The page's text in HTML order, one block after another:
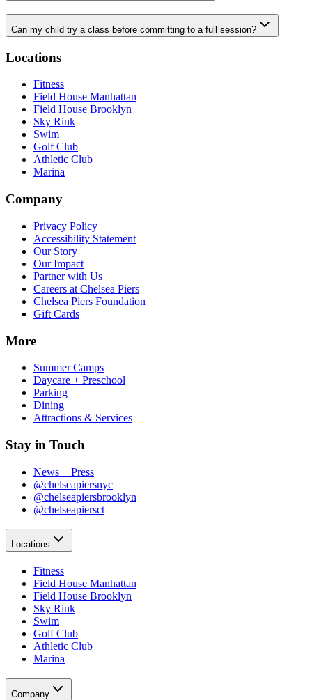
Can my child try a class before committing to a full session?​​​​‌ ‍ ​‍​‍‌‍ ‌ ​‍‌‍‍‌‌‍‌ ‌‍‍‌‌‍ ‍​‍​‍​ ‍‍​‍​‍‌ ​ ‌‍​‌‌‍ ‍‌‍‍‌‌ ‌​‌ ‍‌​‍ ‍‌‍‍‌‌‍ ​‍​‍​‍ ​​‍​‍‌‍‍​‌ ​‍‌‍‌‌‌‍‌‍​‍​‍​ ‍‍​‍​‍‌‍‍​‌ ‌​‌ ‌​‌ ​​‌ ​ ​ ‍‍​‍ ​‍ ‌‍​ ‌‍‍​‌‍‌‌‌‍ ​‌ ​ ‌‍‌‌‌‍​‌‌ ​​‌‍‍‌‌‍‌‌‌ ​‍‌ ​ ​‍ ‍‌ ​ ‌‍​‌‌‍ ‍‌‍‍‌‌ ‌​‌ ‍‌​‍ ‍‌ ​ ‌ ‌​‌ ‌‌‌‍‌​‌‍‍‌‌‍ ​‍ ‌‍‍‌‌‍ ‍‌ ‌​‌‍‌‌‌‍ ‍‌ ‌​​‍ ‌‍‌‌‌‍‌​‌‍‍‌‌ ‌​​‍ ‌‍ ‌‌‍ ‌‍‌​‌‍‌‌​ ‌‌ ​​‌ ​‍‌‍‌‌‌ ​ ‌‍‌‌‌‍ ‍‌ ‌​‌‍​‌‌ ‌​‌‍‍‌‌‍ ‌‍ ‍​ ‍ ‌‍‍‌‌‍‌​​ ‌​ ​‍​ ​ ​ ‌​‌‍​‍‌‍​‍​ ‍​​ ‌‍‌‍​ ​‍ ‌​ ​‌‌‍​‌​ ‌‍‌‍​ ​‍ ‌​ ‌​​ ​ ​ ​ ​ ‌ ​‍ ‌‌‍​‍​ ‌‍‌‍‌‍​ ‍​​‍ ‌‌‍‌‌‌‍​‌​ ‌‍​ ‌​​ ‌‍‌‍​‍‌‍​‍‌‍‌​​ ​‌​ ‌‌​ ​​‌‍‌‍​ ‍ ‌ ‌​‌ ‍‌‌ ​​‌‍‌‌​ ‌‌‍‌‍‌‍​‌‌ ​‌​ ‍ ‌ ​​‌‍​‌‌ ‌​‌‍‍​​ ‌‌ ‌​‌‍‍‌‌ ‌​‌‍ ​‌‍‌‌​ ‌‍​‍‌‍​‌‌ ​ ‌‍‌‌‌‌‌‌‌ ​‍‌‍ ​​ ‌‌‍‍​‌ ‌​‌ ‌​‌ ​​‌ ​ ​‍‌‌​ ​ ‌​​‌​‍‌‌​ ​‍‌​‌‍​‍‌‌​ ​‍‌​‌‍‌‍​ ‌‍‍​‌‍‌‌‌‍ ​‌ ​ ‌‍‌‌‌‍​‌‌ ​​‌‍‍‌‌‍‌‌‌ ​‍‌ ​ ​‍ ‍‌ ​ ‌‍​‌‌‍ ‍‌‍‍‌‌ ‌​‌ ‍‌​‍ ‍‌ ​ ‌ ‌​‌ ‌‌‌‍‌​‌‍‍‌‌‍ ​‍‌‍‌‍‍‌‌‍‌​​ ‌​ ​‍​ ​ ​ ‌​‌‍​‍‌‍​‍​ ‍​​ ‌‍‌‍​ ​‍ ‌​ ​‌‌‍​‌​ ‌‍‌‍​ ​‍ ‌​ ‌​​ ​ ​ ​ ​ ‌ ​‍ ‌‌‍​‍​ ‌‍‌‍‌‍​ ‍​​‍ ‌‌‍‌‌‌‍​‌​ ‌‍​ ‌​​ ‌‍‌‍​‍‌‍​‍‌‍‌​​ ​‌​ ‌‌​ ​​‌‍‌‍​‍‌‍‌ ‌​‌ ‍‌‌ ​​‌‍‌‌​ ‌‌‍‌‍‌‍​‌‌ ​‌​‍‌‍‌ ​​‌‍​‌‌ ‌​‌‍‍​​ ‌‌ ‌​‌‍‍‌‌ ‌​‌‍ ​‌‍‌‌​‍‌‍‌ ​​‌‍‌‌‌ ​‍‌ ​ ‌ ​​‌‍‌‌‌‍​ ‌ ‌​‌‍‍‌‌ ‌‍‌‍‌‌​ ‌‌ ​​‌ ‌‌‌‍​‍‌‍ ​‌‍‍‌‌ ​ ‌‍‍​‌‍‌‌‌‍‌​​‍​‍‌ ‌
Locations​​​​‌ ‍ ​‍​‍‌‍ ‌ ​‍‌‍‍‌‌‍‌ ‌‍‍‌‌‍ ‍​‍​‍​ ‍‍​‍​‍‌ ​ ‌‍​‌‌‍ ‍‌‍‍‌‌ ‌​‌ ‍‌​‍ ‍‌‍‍‌‌‍ ​‍​‍​‍ ​​‍​‍‌‍‍​‌ ​‍‌‍‌‌‌‍‌‍​‍​‍​ ‍‍​‍​‍‌‍‍​‌ ‌​‌ ‌​‌ ​​‌ ​ ​ ‍‍​‍ ​‍ ‌‍​ ‌‍‍​‌‍‌‌‌‍ ​‌ ​ ‌‍‌‌‌‍​‌‌ ​​‌‍‍‌‌‍‌‌‌ ​‍‌ ​ ​‍ ‍‌ ​ ‌‍​‌‌‍ ‍‌‍‍‌‌ ‌​‌ ‍‌​‍ ‍‌ ​ ‌ ‌​‌ ‌‌‌‍‌​‌‍‍‌‌‍ ​‍ ‌‍‍‌‌‍ ‍‌ ‌​‌‍‌‌‌‍ ‍‌ ‌​​‍ ‌‍‌‌‌‍‌​‌‍‍‌‌ ‌​​‍ ‌‍ ‌‌‍ ‌‍‌​‌‍‌‌​ ‌‌ ​​‌ ​‍‌‍‌‌‌ ​ ‌‍‌‌‌‍ ‍‌ ‌​‌‍​‌‌ ‌​‌‍‍‌‌‍ ‌‍ ‍​ ‍ ‌‍‍‌‌‍‌​​ ‌‌‍‌‍‌‍ ‌‍ ‌ ‌​‌‍‌‌‌ ​‍​ ‍ ‌ ‌​‌ ‍‌‌ ​​‌‍‌‌​ ‌‌‍‌‍‌‍ ‌‍ ‌ ‌​‌‍‌‌‌ ​‍​ ‍ ‌ ​​‌‍​‌‌ ‌​‌‍‍​​ ‌‌‍​ ‌‍ ‌‍ ​‌ ‌‌‌‍ ‌‌‍ ‍‌ ​ ​‍‌‌​ ‌‌‌​​‍‌‌ ‌‍‍ ‌‍‌‌‌ ‍‌​‍‌‌​ ​ ‌​‌​​‍‌‌​ ​ ‌​‌​​‍‌‌​ ​‍​ ​‍‌‍‌‌‌‍​‍​ ​‍​ ‍​‌‍​ ​ ‌‌‌‍​ ‌‍​ ‌‍‌‌‌‍​‍‌‍​‌​ ​‌​‍‌‌​ ​‍​ ​‍​‍‌‌​ ‌‌‌​‌​​‍ ‍‌ ‌​‌‍‍‌‌ ‌​‌‍ ​‌‍‌‌​ ‌‍​‍‌‍​‌‌ ​ ‌‍‌‌‌‌‌‌‌ ​‍‌‍ ​​ ‌‌‍‍​‌ ‌​‌ ‌​‌ ​​‌ ​ ​‍‌‌​ ​ ‌​​‌​‍‌‌​ ​‍‌​‌‍​‍‌‌​ ​‍‌​‌‍‌‍​ ‌‍‍​‌‍‌‌‌‍ ​‌ ​ ‌‍‌‌‌‍​‌‌ ​​‌‍‍‌‌‍‌‌‌ ​‍‌ ​ ​‍ ‍‌ ​ ‌‍​‌‌‍ ‍‌‍‍‌‌ ‌​‌ ‍‌​‍ ‍‌ ​ ‌ ‌​‌ ‌‌‌‍‌​‌‍‍‌‌‍ ​‍‌‍‌‍‍‌‌‍‌​​ ‌‌‍‌‍‌‍ ‌‍ ‌ ‌​‌‍‌‌‌ ​‍​‍‌‍‌ ‌​‌ ‍‌‌ ​​‌‍‌‌​ ‌‌‍‌‍‌‍ ‌‍ ‌ ‌​‌‍‌‌‌ ​‍​‍‌‍‌ ​​‌‍​‌‌ ‌​‌‍‍​​ ‌‌‍​ ‌‍ ‌‍ ​‌ ‌‌‌‍ ‌‌‍ ‍‌ ​ ​‍‌‌​ ‌‌‌​​‍‌‌ ‌‍‍ ‌‍‌‌‌ ‍‌​‍‌‌​ ​ ‌​‌​​‍‌‌​ ​ ‌​‌​​‍‌‌​ ​‍​ ​‍‌‍‌‌‌‍​‍​ ​‍​ ‍​‌‍​ ​ ‌‌‌‍​ ‌‍​ ‌‍‌‌‌‍​‍‌‍​‌​ ​‌​‍‌‌​ ​‍​ ​‍​‍‌‌​ ‌‌‌​‌​​‍ ‍‌ ‌​‌‍‍‌‌ ‌​‌‍ ​‌‍‌‌​‍‌‍‌ ​​‌‍‌‌‌ ​‍‌ ​ ‌ ​​‌‍‌‌‌‍​ ‌ ‌​‌‍‍‌‌ ‌‍‌‍‌‌​ ‌‌ ​​‌ ‌‌‌‍​‍‌‍ ​‌‍‍‌‌ ​ ‌‍‍​‌‍‌‌‌‍‌​​‍​‍‌ ‌
Fitness​​​​‌ ‍ ​‍​‍‌‍ ‌ ​‍‌‍‍‌‌‍‌ ‌‍‍‌‌‍ ‍​‍​‍​ ‍‍​‍​‍‌ ​ ‌‍​‌‌‍ ‍‌‍‍‌‌ ‌​‌ ‍‌​‍ ‍‌‍‍‌‌‍ ​‍​‍​‍ ​​‍​‍‌‍‍​‌ ​‍‌‍‌‌‌‍‌‍​‍​‍​ ‍‍​‍​‍‌‍‍​‌ ‌​‌ ‌​‌ ​​‌ ​ ​ ‍‍​‍ ​‍ ‌‍​ ‌‍‍​‌‍‌‌‌‍ ​‌ ​ ‌‍‌‌‌‍​‌‌ ​​‌‍‍‌‌‍‌‌‌ ​‍‌ ​ ​‍ ‍‌ ​ ‌‍​‌‌‍ ‍‌‍‍‌‌ ‌​‌ ‍‌​‍ ‍‌ ​ ‌ ‌​‌ ‌‌‌‍‌​‌‍‍‌‌‍ ​‍ ‌‍‍‌‌‍ ‍‌ ‌​‌‍‌‌‌‍ ‍‌ ‌​​‍ ‌‍‌‌‌‍‌​‌‍‍‌‌ ‌​​‍ ‌‍ ‌‌‍ ‌‍‌​‌‍‌‌​ ‌‌ ​​‌ ​‍‌‍‌‌‌ ​ ‌‍‌‌‌‍ ‍‌ ‌​‌‍​‌‌ ‌​‌‍‍‌‌‍ ‌‍ ‍​ ‍ ‌‍‍‌‌‍‌​​ ‌‌‍‌‍‌‍ ‌‍ ‌ ‌​‌‍‌‌‌ ​‍​ ‍ ‌ ‌​‌ ‍‌‌ ​​‌‍‌‌​ ‌‌‍‌‍‌‍ ‌‍ ‌ ‌​‌‍‌‌‌ ​‍​ ‍ ‌ ​​‌‍​‌‌ ‌​‌‍‍​​ ‌‌‍​ ‌‍ ‌‍ ​‌ ‌‌‌‍ ‌‌‍ ‍‌ ​ ​‍‌‌​ ‌‌‌​​‍‌‌ ‌‍‍ ‌‍‌‌‌ ‍‌​‍‌‌​ ​ ‌​‌​​‍‌‌​ ​ ‌​‌​​‍‌‌​ ​‍​ ​‍‌‍‌‌‌‍​‍​ ​‍​ ‍​‌‍​ ​ ‌‌‌‍​ ‌‍​ ‌‍‌‌‌‍​‍‌‍​‌​ ​‌​‍‌‌​ ​‍​ ​‍​‍‌‌​ ‌‌‌​‌​​‍ ‍‌‍ ​‌‍‍‌‌‍ ‍‌‍‍ ‌ ​ ​‍‌‌​ ‌‌‌​​‍‌‌ ‌‍‍ ‌‍‌‌‌ ‍‌​‍‌‌​ ​ ‌​‌​​‍‌‌​ ​ ‌​‌​​‍‌‌​ ​‍​ ​‍​ ​‍​ ​ ​ ​ ‌‍​ ‌‍‌‌​ ‍​​ ‌‍​ ​‌​ ‌​‌‍​‌‌‍​ ​ ‍‌​‍‌‌​ ​‍​ ​‍​‍‌‌​ ‌‌‌​‌​​‍ ‍‌‍ ‍‌‍​‌‌‍ ‌‌‍‌‌​ ‌‍​‍‌‍​‌‌ ​ ‌‍‌‌‌‌‌‌‌ ​‍‌‍ ​​ ‌‌‍‍​‌ ‌​‌ ‌​‌ ​​‌ ​ ​‍‌‌​ ​ ‌​​‌​‍‌‌​ ​‍‌​‌‍​‍‌‌​ ​‍‌​‌‍‌‍​ ‌‍‍​‌‍‌‌‌‍ ​‌ ​ ‌‍‌‌‌‍​‌‌ ​​‌‍‍‌‌‍‌‌‌ ​‍‌ ​ ​‍ ‍‌ ​ ‌‍​‌‌‍ ‍‌‍‍‌‌ ‌​‌ ‍‌​‍ ‍‌ ​ ‌ ‌​‌ ‌‌‌‍‌​‌‍‍‌‌‍ ​‍‌‍‌‍‍‌‌‍‌​​ ‌‌‍‌‍‌‍ ‌‍ ‌ ‌​‌‍‌‌‌ ​‍​‍‌‍‌ ‌​‌ ‍‌‌ ​​‌‍‌‌​ ‌‌‍‌‍‌‍ ‌‍ ‌ ‌​‌‍‌‌‌ ​‍​‍‌‍‌ ​​‌‍​‌‌ ‌​‌‍‍​​ ‌‌‍​ ‌‍ ‌‍ ​‌ ‌‌‌‍ ‌‌‍ ‍‌ ​ ​‍‌‌​ ‌‌‌​​‍‌‌ ‌‍‍ ‌‍‌‌‌ ‍‌​‍‌‌​ ​ ‌​‌​​‍‌‌​ ​ ‌​‌​​‍‌‌​ ​‍​ ​‍‌‍‌‌‌‍​‍​ ​‍​ ‍​‌‍​ ​ ‌‌‌‍​ ‌‍​ ‌‍‌‌‌‍​‍‌‍​‌​ ​‌​‍‌‌​ ​‍​ ​‍​‍‌‌​ ‌‌‌​‌​​‍ ‍‌‍ ​‌‍‍‌‌‍ ‍‌‍‍ ‌ ​ ​‍‌‌​ ‌‌‌​​‍‌‌ ‌‍‍ ‌‍‌‌‌ ‍‌​‍‌‌​ ​ ‌​‌​​‍‌‌​ ​ ‌​‌​​‍‌‌​ ​‍​ ​‍​ ​‍​ ​ ​ ​ ‌‍​ ‌‍‌‌​ ‍​​ ‌‍​ ​‌​ ‌​‌‍​‌‌‍​ ​ ‍‌​‍‌‌​ ​‍​ ​‍​‍‌‌​ ‌‌‌​‌​​‍ ‍‌‍ ‍‌‍​‌‌‍ ‌‌‍‌‌​‍‌‍‌ ​​‌‍‌‌‌ ​‍‌ ​ ‌ ​​‌‍‌‌‌‍​ ‌ ‌​‌‍‍‌‌ ‌‍‌‍‌‌​ ‌‌ ​​‌ ‌‌‌‍​‍‌‍ ​‌‍‍‌‌ ​ ‌‍‍​‌‍‌‌‌‍‌​​‍​‍‌ ‌
Field House Manhattan​​​​‌ ‍ ​‍​‍‌‍ ‌ ​‍‌‍‍‌‌‍‌ ‌‍‍‌‌‍ ‍​‍​‍​ ‍‍​‍​‍‌ ​ ‌‍​‌‌‍ ‍‌‍‍‌‌ ‌​‌ ‍‌​‍ ‍‌‍‍‌‌‍ ​‍​‍​‍ ​​‍​‍‌‍‍​‌ ​‍‌‍‌‌‌‍‌‍​‍​‍​ ‍‍​‍​‍‌‍‍​‌ ‌​‌ ‌​‌ ​​‌ ​ ​ ‍‍​‍ ​‍ ‌‍​ ‌‍‍​‌‍‌‌‌‍ ​‌ ​ ‌‍‌‌‌‍​‌‌ ​​‌‍‍‌‌‍‌‌‌ ​‍‌ ​ ​‍ ‍‌ ​ ‌‍​‌‌‍ ‍‌‍‍‌‌ ‌​‌ ‍‌​‍ ‍‌ ​ ‌ ‌​‌ ‌‌‌‍‌​‌‍‍‌‌‍ ​‍ ‌‍‍‌‌‍ ‍‌ ‌​‌‍‌‌‌‍ ‍‌ ‌​​‍ ‌‍‌‌‌‍‌​‌‍‍‌‌ ‌​​‍ ‌‍ ‌‌‍ ‌‍‌​‌‍‌‌​ ‌‌ ​​‌ ​‍‌‍‌‌‌ ​ ‌‍‌‌‌‍ ‍‌ ‌​‌‍​‌‌ ‌​‌‍‍‌‌‍ ‌‍ ‍​ ‍ ‌‍‍‌‌‍‌​​ ‌‌‍‌‍‌‍ ‌‍ ‌ ‌​‌‍‌‌‌ ​‍​ ‍ ‌ ‌​‌ ‍‌‌ ​​‌‍‌‌​ ‌‌‍‌‍‌‍ ‌‍ ‌ ‌​‌‍‌‌‌ ​‍​ ‍ ‌ ​​‌‍​‌‌ ‌​‌‍‍​​ ‌‌‍​ ‌‍ ‌‍ ​‌ ‌‌‌‍ ‌‌‍ ‍‌ ​ ​‍‌‌​ ‌‌‌​​‍‌‌ ‌‍‍ ‌‍‌‌‌ ‍‌​‍‌‌​ ​ ‌​‌​​‍‌‌​ ​ ‌​‌​​‍‌‌​ ​‍​ ​‍‌‍‌‌‌‍​‍​ ​‍​ ‍​‌‍​ ​ ‌‌‌‍​ ‌‍​ ‌‍‌‌‌‍​‍‌‍​‌​ ​‌​‍‌‌​ ​‍​ ​‍​‍‌‌​ ‌‌‌​‌​​‍ ‍‌‍ ​‌‍‍‌‌‍ ‍‌‍‍ ‌ ​ ​‍‌‌​ ‌‌‌​​‍‌‌ ‌‍‍ ‌‍‌‌‌ ‍‌​‍‌‌​ ​ ‌​‌​​‍‌‌​ ​ ‌​‌​​‍‌‌​ ​‍​ ​‍​ ​‌​ ​ ​ ​‌‌‍​‍​ ​​​ ​‌‌‍​‌​ ‌ ​ ​‍​ ​‍​ ‌‍​ ‌​​‍‌‌​ ​‍​ ​‍​‍‌‌​ ‌‌‌​‌​​‍ ‍‌‍ ‍‌‍​‌‌‍ ‌‌‍‌‌​ ‌‍​‍‌‍​‌‌ ​ ‌‍‌‌‌‌‌‌‌ ​‍‌‍ ​​ ‌‌‍‍​‌ ‌​‌ ‌​‌ ​​‌ ​ ​‍‌‌​ ​ ‌​​‌​‍‌‌​ ​‍‌​‌‍​‍‌‌​ ​‍‌​‌‍‌‍​ ‌‍‍​‌‍‌‌‌‍ ​‌ ​ ‌‍‌‌‌‍​‌‌ ​​‌‍‍‌‌‍‌‌‌ ​‍‌ ​ ​‍ ‍‌ ​ ‌‍​‌‌‍ ‍‌‍‍‌‌ ‌​‌ ‍‌​‍ ‍‌ ​ ‌ ‌​‌ ‌‌‌‍‌​‌‍‍‌‌‍ ​‍‌‍‌‍‍‌‌‍‌​​ ‌‌‍‌‍‌‍ ‌‍ ‌ ‌​‌‍‌‌‌ ​‍​‍‌‍‌ ‌​‌ ‍‌‌ ​​‌‍‌‌​ ‌‌‍‌‍‌‍ ‌‍ ‌ ‌​‌‍‌‌‌ ​‍​‍‌‍‌ ​​‌‍​‌‌ ‌​‌‍‍​​ ‌‌‍​ ‌‍ ‌‍ ​‌ ‌‌‌‍ ‌‌‍ ‍‌ ​ ​‍‌‌​ ‌‌‌​​‍‌‌ ‌‍‍ ‌‍‌‌‌ ‍‌​‍‌‌​ ​ ‌​‌​​‍‌‌​ ​ ‌​‌​​‍‌‌​ ​‍​ ​‍‌‍‌‌‌‍​‍​ ​‍​ ‍​‌‍​ ​ ‌‌‌‍​ ‌‍​ ‌‍‌‌‌‍​‍‌‍​‌​ ​‌​‍‌‌​ ​‍​ ​‍​‍‌‌​ ‌‌‌​‌​​‍ ‍‌‍ ​‌‍‍‌‌‍ ‍‌‍‍ ‌ ​ ​‍‌‌​ ‌‌‌​​‍‌‌ ‌‍‍ ‌‍‌‌‌ ‍‌​‍‌‌​ ​ ‌​‌​​‍‌‌​ ​ ‌​‌​​‍‌‌​ ​‍​ ​‍​ ​‌​ ​ ​ ​‌‌‍​‍​ ​​​ ​‌‌‍​‌​ ‌ ​ ​‍​ ​‍​ ‌‍​ ‌​​‍‌‌​ ​‍​ ​‍​‍‌‌​ ‌‌‌​‌​​‍ ‍‌‍ ‍‌‍​‌‌‍ ‌‌‍‌‌​‍‌‍‌ ​​‌‍‌‌‌ ​‍‌ ​ ‌ ​​‌‍‌‌‌‍​ ‌ ‌​‌‍‍‌‌ ‌‍‌‍‌‌​ ‌‌ ​​‌ ‌‌‌‍​‍‌‍ ​‌‍‍‌‌ ​ ‌‍‍​‌‍‌‌‌‍‌​​‍​‍‌ ‌
Field House Brooklyn​​​​‌ ‍ ​‍​‍‌‍ ‌ ​‍‌‍‍‌‌‍‌ ‌‍‍‌‌‍ ‍​‍​‍​ ‍‍​‍​‍‌ ​ ‌‍​‌‌‍ ‍‌‍‍‌‌ ‌​‌ ‍‌​‍ ‍‌‍‍‌‌‍ ​‍​‍​‍ ​​‍​‍‌‍‍​‌ ​‍‌‍‌‌‌‍‌‍​‍​‍​ ‍‍​‍​‍‌‍‍​‌ ‌​‌ ‌​‌ ​​‌ ​ ​ ‍‍​‍ ​‍ ‌‍​ ‌‍‍​‌‍‌‌‌‍ ​‌ ​ ‌‍‌‌‌‍​‌‌ ​​‌‍‍‌‌‍‌‌‌ ​‍‌ ​ ​‍ ‍‌ ​ ‌‍​‌‌‍ ‍‌‍‍‌‌ ‌​‌ ‍‌​‍ ‍‌ ​ ‌ ‌​‌ ‌‌‌‍‌​‌‍‍‌‌‍ ​‍ ‌‍‍‌‌‍ ‍‌ ‌​‌‍‌‌‌‍ ‍‌ ‌​​‍ ‌‍‌‌‌‍‌​‌‍‍‌‌ ‌​​‍ ‌‍ ‌‌‍ ‌‍‌​‌‍‌‌​ ‌‌ ​​‌ ​‍‌‍‌‌‌ ​ ‌‍‌‌‌‍ ‍‌ ‌​‌‍​‌‌ ‌​‌‍‍‌‌‍ ‌‍ ‍​ ‍ ‌‍‍‌‌‍‌​​ ‌‌‍‌‍‌‍ ‌‍ ‌ ‌​‌‍‌‌‌ ​‍​ ‍ ‌ ‌​‌ ‍‌‌ ​​‌‍‌‌​ ‌‌‍‌‍‌‍ ‌‍ ‌ ‌​‌‍‌‌‌ ​‍​ ‍ ‌ ​​‌‍​‌‌ ‌​‌‍‍​​ ‌‌‍​ ‌‍ ‌‍ ​‌ ‌‌‌‍ ‌‌‍ ‍‌ ​ ​‍‌‌​ ‌‌‌​​‍‌‌ ‌‍‍ ‌‍‌‌‌ ‍‌​‍‌‌​ ​ ‌​‌​​‍‌‌​ ​ ‌​‌​​‍‌‌​ ​‍​ ​‍‌‍‌‌‌‍​‍​ ​‍​ ‍​‌‍​ ​ ‌‌‌‍​ ‌‍​ ‌‍‌‌‌‍​‍‌‍​‌​ ​‌​‍‌‌​ ​‍​ ​‍​‍‌‌​ ‌‌‌​‌​​‍ ‍‌‍ ​‌‍‍‌‌‍ ‍‌‍‍ ‌ ​ ​‍‌‌​ ‌‌‌​​‍‌‌ ‌‍‍ ‌‍‌‌‌ ‍‌​‍‌‌​ ​ ‌​‌​​‍‌‌​ ​ ‌​‌​​‍‌‌​ ​‍​ ​‍​ ‌‍​ ‍​​ ‌ ‌‍‌​​ ​‌​ ​‍​ ‌‌​ ‌‍​ ​‍​ ​‌‌‍​ ​ ​‌​‍‌‌​ ​‍​ ​‍​‍‌‌​ ‌‌‌​‌​​‍ ‍‌‍ ‍‌‍​‌‌‍ ‌‌‍‌‌​ ‌‍​‍‌‍​‌‌ ​ ‌‍‌‌‌‌‌‌‌ ​‍‌‍ ​​ ‌‌‍‍​‌ ‌​‌ ‌​‌ ​​‌ ​ ​‍‌‌​ ​ ‌​​‌​‍‌‌​ ​‍‌​‌‍​‍‌‌​ ​‍‌​‌‍‌‍​ ‌‍‍​‌‍‌‌‌‍ ​‌ ​ ‌‍‌‌‌‍​‌‌ ​​‌‍‍‌‌‍‌‌‌ ​‍‌ ​ ​‍ ‍‌ ​ ‌‍​‌‌‍ ‍‌‍‍‌‌ ‌​‌ ‍‌​‍ ‍‌ ​ ‌ ‌​‌ ‌‌‌‍‌​‌‍‍‌‌‍ ​‍‌‍‌‍‍‌‌‍‌​​ ‌‌‍‌‍‌‍ ‌‍ ‌ ‌​‌‍‌‌‌ ​‍​‍‌‍‌ ‌​‌ ‍‌‌ ​​‌‍‌‌​ ‌‌‍‌‍‌‍ ‌‍ ‌ ‌​‌‍‌‌‌ ​‍​‍‌‍‌ ​​‌‍​‌‌ ‌​‌‍‍​​ ‌‌‍​ ‌‍ ‌‍ ​‌ ‌‌‌‍ ‌‌‍ ‍‌ ​ ​‍‌‌​ ‌‌‌​​‍‌‌ ‌‍‍ ‌‍‌‌‌ ‍‌​‍‌‌​ ​ ‌​‌​​‍‌‌​ ​ ‌​‌​​‍‌‌​ ​‍​ ​‍‌‍‌‌‌‍​‍​ ​‍​ ‍​‌‍​ ​ ‌‌‌‍​ ‌‍​ ‌‍‌‌‌‍​‍‌‍​‌​ ​‌​‍‌‌​ ​‍​ ​‍​‍‌‌​ ‌‌‌​‌​​‍ ‍‌‍ ​‌‍‍‌‌‍ ‍‌‍‍ ‌ ​ ​‍‌‌​ ‌‌‌​​‍‌‌ ‌‍‍ ‌‍‌‌‌ ‍‌​‍‌‌​ ​ ‌​‌​​‍‌‌​ ​ ‌​‌​​‍‌‌​ ​‍​ ​‍​ ‌‍​ ‍​​ ‌ ‌‍‌​​ ​‌​ ​‍​ ‌‌​ ‌‍​ ​‍​ ​‌‌‍​ ​ ​‌​‍‌‌​ ​‍​ ​‍​‍‌‌​ ‌‌‌​‌​​‍ ‍‌‍ ‍‌‍​‌‌‍ ‌‌‍‌‌​‍‌‍‌ ​​‌‍‌‌‌ ​‍‌ ​ ‌ ​​‌‍‌‌‌‍​ ‌ ‌​‌‍‍‌‌ ‌‍‌‍‌‌​ ‌‌ ​​‌ ‌‌‌‍​‍‌‍ ​‌‍‍‌‌ ​ ‌‍‍​‌‍‌‌‌‍‌​​‍​‍‌ ‌
Sky Rink​​​​‌ ‍ ​‍​‍‌‍ ‌ ​‍‌‍‍‌‌‍‌ ‌‍‍‌‌‍ ‍​‍​‍​ ‍‍​‍​‍‌ ​ ‌‍​‌‌‍ ‍‌‍‍‌‌ ‌​‌ ‍‌​‍ ‍‌‍‍‌‌‍ ​‍​‍​‍ ​​‍​‍‌‍‍​‌ ​‍‌‍‌‌‌‍‌‍​‍​‍​ ‍‍​‍​‍‌‍‍​‌ ‌​‌ ‌​‌ ​​‌ ​ ​ ‍‍​‍ ​‍ ‌‍​ ‌‍‍​‌‍‌‌‌‍ ​‌ ​ ‌‍‌‌‌‍​‌‌ ​​‌‍‍‌‌‍‌‌‌ ​‍‌ ​ ​‍ ‍‌ ​ ‌‍​‌‌‍ ‍‌‍‍‌‌ ‌​‌ ‍‌​‍ ‍‌ ​ ‌ ‌​‌ ‌‌‌‍‌​‌‍‍‌‌‍ ​‍ ‌‍‍‌‌‍ ‍‌ ‌​‌‍‌‌‌‍ ‍‌ ‌​​‍ ‌‍‌‌‌‍‌​‌‍‍‌‌ ‌​​‍ ‌‍ ‌‌‍ ‌‍‌​‌‍‌‌​ ‌‌ ​​‌ ​‍‌‍‌‌‌ ​ ‌‍‌‌‌‍ ‍‌ ‌​‌‍​‌‌ ‌​‌‍‍‌‌‍ ‌‍ ‍​ ‍ ‌‍‍‌‌‍‌​​ ‌‌‍‌‍‌‍ ‌‍ ‌ ‌​‌‍‌‌‌ ​‍​ ‍ ‌ ‌​‌ ‍‌‌ ​​‌‍‌‌​ ‌‌‍‌‍‌‍ ‌‍ ‌ ‌​‌‍‌‌‌ ​‍​ ‍ ‌ ​​‌‍​‌‌ ‌​‌‍‍​​ ‌‌‍​ ‌‍ ‌‍ ​‌ ‌‌‌‍ ‌‌‍ ‍‌ ​ ​‍‌‌​ ‌‌‌​​‍‌‌ ‌‍‍ ‌‍‌‌‌ ‍‌​‍‌‌​ ​ ‌​‌​​‍‌‌​ ​ ‌​‌​​‍‌‌​ ​‍​ ​‍‌‍‌‌‌‍​‍​ ​‍​ ‍​‌‍​ ​ ‌‌‌‍​ ‌‍​ ‌‍‌‌‌‍​‍‌‍​‌​ ​‌​‍‌‌​ ​‍​ ​‍​‍‌‌​ ‌‌‌​‌​​‍ ‍‌‍ ​‌‍‍‌‌‍ ‍‌‍‍ ‌ ​ ​‍‌‌​ ‌‌‌​​‍‌‌ ‌‍‍ ‌‍‌‌‌ ‍‌​‍‌‌​ ​ ‌​‌​​‍‌‌​ ​ ‌​‌​​‍‌‌​ ​‍​ ​‍​ ‌​​ ‌ ‌‍‌‍‌‍‌‍​ ​​​ ‌‍​ ‌‌​ ‌​‌‍‌​‌‍‌​​ ​‌‌‍​‍​‍‌‌​ ​‍​ ​‍​‍‌‌​ ‌‌‌​‌​​‍ ‍‌‍ ‍‌‍​‌‌‍ ‌‌‍‌‌​ ‌‍​‍‌‍​‌‌ ​ ‌‍‌‌‌‌‌‌‌ ​‍‌‍ ​​ ‌‌‍‍​‌ ‌​‌ ‌​‌ ​​‌ ​ ​‍‌‌​ ​ ‌​​‌​‍‌‌​ ​‍‌​‌‍​‍‌‌​ ​‍‌​‌‍‌‍​ ‌‍‍​‌‍‌‌‌‍ ​‌ ​ ‌‍‌‌‌‍​‌‌ ​​‌‍‍‌‌‍‌‌‌ ​‍‌ ​ ​‍ ‍‌ ​ ‌‍​‌‌‍ ‍‌‍‍‌‌ ‌​‌ ‍‌​‍ ‍‌ ​ ‌ ‌​‌ ‌‌‌‍‌​‌‍‍‌‌‍ ​‍‌‍‌‍‍‌‌‍‌​​ ‌‌‍‌‍‌‍ ‌‍ ‌ ‌​‌‍‌‌‌ ​‍​‍‌‍‌ ‌​‌ ‍‌‌ ​​‌‍‌‌​ ‌‌‍‌‍‌‍ ‌‍ ‌ ‌​‌‍‌‌‌ ​‍​‍‌‍‌ ​​‌‍​‌‌ ‌​‌‍‍​​ ‌‌‍​ ‌‍ ‌‍ ​‌ ‌‌‌‍ ‌‌‍ ‍‌ ​ ​‍‌‌​ ‌‌‌​​‍‌‌ ‌‍‍ ‌‍‌‌‌ ‍‌​‍‌‌​ ​ ‌​‌​​‍‌‌​ ​ ‌​‌​​‍‌‌​ ​‍​ ​‍‌‍‌‌‌‍​‍​ ​‍​ ‍​‌‍​ ​ ‌‌‌‍​ ‌‍​ ‌‍‌‌‌‍​‍‌‍​‌​ ​‌​‍‌‌​ ​‍​ ​‍​‍‌‌​ ‌‌‌​‌​​‍ ‍‌‍ ​‌‍‍‌‌‍ ‍‌‍‍ ‌ ​ ​‍‌‌​ ‌‌‌​​‍‌‌ ‌‍‍ ‌‍‌‌‌ ‍‌​‍‌‌​ ​ ‌​‌​​‍‌‌​ ​ ‌​‌​​‍‌‌​ ​‍​ ​‍​ ‌​​ ‌ ‌‍‌‍‌‍‌‍​ ​​​ ‌‍​ ‌‌​ ‌​‌‍‌​‌‍‌​​ ​‌‌‍​‍​‍‌‌​ ​‍​ ​‍​‍‌‌​ ‌‌‌​‌​​‍ ‍‌‍ ‍‌‍​‌‌‍ ‌‌‍‌‌​‍‌‍‌ ​​‌‍‌‌‌ ​‍‌ ​ ‌ ​​‌‍‌‌‌‍​ ‌ ‌​‌‍‍‌‌ ‌‍‌‍‌‌​ ‌‌ ​​‌ ‌‌‌‍​‍‌‍ ​‌‍‍‌‌ ​ ‌‍‍​‌‍‌‌‌‍‌​​‍​‍‌ ‌
Swim​​​​‌ ‍ ​‍​‍‌‍ ‌ ​‍‌‍‍‌‌‍‌ ‌‍‍‌‌‍ ‍​‍​‍​ ‍‍​‍​‍‌ ​ ‌‍​‌‌‍ ‍‌‍‍‌‌ ‌​‌ ‍‌​‍ ‍‌‍‍‌‌‍ ​‍​‍​‍ ​​‍​‍‌‍‍​‌ ​‍‌‍‌‌‌‍‌‍​‍​‍​ ‍‍​‍​‍‌‍‍​‌ ‌​‌ ‌​‌ ​​‌ ​ ​ ‍‍​‍ ​‍ ‌‍​ ‌‍‍​‌‍‌‌‌‍ ​‌ ​ ‌‍‌‌‌‍​‌‌ ​​‌‍‍‌‌‍‌‌‌ ​‍‌ ​ ​‍ ‍‌ ​ ‌‍​‌‌‍ ‍‌‍‍‌‌ ‌​‌ ‍‌​‍ ‍‌ ​ ‌ ‌​‌ ‌‌‌‍‌​‌‍‍‌‌‍ ​‍ ‌‍‍‌‌‍ ‍‌ ‌​‌‍‌‌‌‍ ‍‌ ‌​​‍ ‌‍‌‌‌‍‌​‌‍‍‌‌ ‌​​‍ ‌‍ ‌‌‍ ‌‍‌​‌‍‌‌​ ‌‌ ​​‌ ​‍‌‍‌‌‌ ​ ‌‍‌‌‌‍ ‍‌ ‌​‌‍​‌‌ ‌​‌‍‍‌‌‍ ‌‍ ‍​ ‍ ‌‍‍‌‌‍‌​​ ‌‌‍‌‍‌‍ ‌‍ ‌ ‌​‌‍‌‌‌ ​‍​ ‍ ‌ ‌​‌ ‍‌‌ ​​‌‍‌‌​ ‌‌‍‌‍‌‍ ‌‍ ‌ ‌​‌‍‌‌‌ ​‍​ ‍ ‌ ​​‌‍​‌‌ ‌​‌‍‍​​ ‌‌‍​ ‌‍ ‌‍ ​‌ ‌‌‌‍ ‌‌‍ ‍‌ ​ ​‍‌‌​ ‌‌‌​​‍‌‌ ‌‍‍ ‌‍‌‌‌ ‍‌​‍‌‌​ ​ ‌​‌​​‍‌‌​ ​ ‌​‌​​‍‌‌​ ​‍​ ​‍‌‍‌‌‌‍​‍​ ​‍​ ‍​‌‍​ ​ ‌‌‌‍​ ‌‍​ ‌‍‌‌‌‍​‍‌‍​‌​ ​‌​‍‌‌​ ​‍​ ​‍​‍‌‌​ ‌‌‌​‌​​‍ ‍‌‍ ​‌‍‍‌‌‍ ‍‌‍‍ ‌ ​ ​‍‌‌​ ‌‌‌​​‍‌‌ ‌‍‍ ‌‍‌‌‌ ‍‌​‍‌‌​ ​ ‌​‌​​‍‌‌​ ​ ‌​‌​​‍‌‌​ ​‍​ ​‍‌‍‌‍‌‍‌‍​ ​​​ ‌‌​ ‌‌​ ‌​​ ​‍‌‍​ ​ ​‌​ ​ ‌‍​ ‌‍​‌‌‍​ ‌‍‌‌​ ‌‍​ ​‌​ ​ ‌‍​ ‌‍​‍​ ‌​​ ‍​‌‍‌​​ ‍​​ ‌‍​ ‌‌‌‍​‍​ ‌​​ ‌​​ ​‌​ ‍‌​ ‍‌‌‍​ ​‍‌‌​ ​‍​ ​‍​‍‌‌​ ‌‌‌​‌​​‍ ‍‌‍ ‍‌‍​‌‌‍ ‌‌‍‌‌​ ‌‍​‍‌‍​‌‌ ​ ‌‍‌‌‌‌‌‌‌ ​‍‌‍ ​​ ‌‌‍‍​‌ ‌​‌ ‌​‌ ​​‌ ​ ​‍‌‌​ ​ ‌​​‌​‍‌‌​ ​‍‌​‌‍​‍‌‌​ ​‍‌​‌‍‌‍​ ‌‍‍​‌‍‌‌‌‍ ​‌ ​ ‌‍‌‌‌‍​‌‌ ​​‌‍‍‌‌‍‌‌‌ ​‍‌ ​ ​‍ ‍‌ ​ ‌‍​‌‌‍ ‍‌‍‍‌‌ ‌​‌ ‍‌​‍ ‍‌ ​ ‌ ‌​‌ ‌‌‌‍‌​‌‍‍‌‌‍ ​‍‌‍‌‍‍‌‌‍‌​​ ‌‌‍‌‍‌‍ ‌‍ ‌ ‌​‌‍‌‌‌ ​‍​‍‌‍‌ ‌​‌ ‍‌‌ ​​‌‍‌‌​ ‌‌‍‌‍‌‍ ‌‍ ‌ ‌​‌‍‌‌‌ ​‍​‍‌‍‌ ​​‌‍​‌‌ ‌​‌‍‍​​ ‌‌‍​ ‌‍ ‌‍ ​‌ ‌‌‌‍ ‌‌‍ ‍‌ ​ ​‍‌‌​ ‌‌‌​​‍‌‌ ‌‍‍ ‌‍‌‌‌ ‍‌​‍‌‌​ ​ ‌​‌​​‍‌‌​ ​ ‌​‌​​‍‌‌​ ​‍​ ​‍‌‍‌‌‌‍​‍​ ​‍​ ‍​‌‍​ ​ ‌‌‌‍​ ‌‍​ ‌‍‌‌‌‍​‍‌‍​‌​ ​‌​‍‌‌​ ​‍​ ​‍​‍‌‌​ ‌‌‌​‌​​‍ ‍‌‍ ​‌‍‍‌‌‍ ‍‌‍‍ ‌ ​ ​‍‌‌​ ‌‌‌​​‍‌‌ ‌‍‍ ‌‍‌‌‌ ‍‌​‍‌‌​ ​ ‌​‌​​‍‌‌​ ​ ‌​‌​​‍‌‌​ ​‍​ ​‍‌‍‌‍‌‍‌‍​ ​​​ ‌‌​ ‌‌​ ‌​​ ​‍‌‍​ ​ ​‌​ ​ ‌‍​ ‌‍​‌‌‍​ ‌‍‌‌​ ‌‍​ ​‌​ ​ ‌‍​ ‌‍​‍​ ‌​​ ‍​‌‍‌​​ ‍​​ ‌‍​ ‌‌‌‍​‍​ ‌​​ ‌​​ ​‌​ ‍‌​ ‍‌‌‍​ ​‍‌‌​ ​‍​ ​‍​‍‌‌​ ‌‌‌​‌​​‍ ‍‌‍ ‍‌‍​‌‌‍ ‌‌‍‌‌​‍‌‍‌ ​​‌‍‌‌‌ ​‍‌ ​ ‌ ​​‌‍‌‌‌‍​ ‌ ‌​‌‍‍‌‌ ‌‍‌‍‌‌​ ‌‌ ​​‌ ‌‌‌‍​‍‌‍ ​‌‍‍‌‌ ​ ‌‍‍​‌‍‌‌‌‍‌​​‍​‍‌ ‌
Golf Club​​​​‌ ‍ ​‍​‍‌‍ ‌ ​‍‌‍‍‌‌‍‌ ‌‍‍‌‌‍ ‍​‍​‍​ ‍‍​‍​‍‌ ​ ‌‍​‌‌‍ ‍‌‍‍‌‌ ‌​‌ ‍‌​‍ ‍‌‍‍‌‌‍ ​‍​‍​‍ ​​‍​‍‌‍‍​‌ ​‍‌‍‌‌‌‍‌‍​‍​‍​ ‍‍​‍​‍‌‍‍​‌ ‌​‌ ‌​‌ ​​‌ ​ ​ ‍‍​‍ ​‍ ‌‍​ ‌‍‍​‌‍‌‌‌‍ ​‌ ​ ‌‍‌‌‌‍​‌‌ ​​‌‍‍‌‌‍‌‌‌ ​‍‌ ​ ​‍ ‍‌ ​ ‌‍​‌‌‍ ‍‌‍‍‌‌ ‌​‌ ‍‌​‍ ‍‌ ​ ‌ ‌​‌ ‌‌‌‍‌​‌‍‍‌‌‍ ​‍ ‌‍‍‌‌‍ ‍‌ ‌​‌‍‌‌‌‍ ‍‌ ‌​​‍ ‌‍‌‌‌‍‌​‌‍‍‌‌ ‌​​‍ ‌‍ ‌‌‍ ‌‍‌​‌‍‌‌​ ‌‌ ​​‌ ​‍‌‍‌‌‌ ​ ‌‍‌‌‌‍ ‍‌ ‌​‌‍​‌‌ ‌​‌‍‍‌‌‍ ‌‍ ‍​ ‍ ‌‍‍‌‌‍‌​​ ‌‌‍‌‍‌‍ ‌‍ ‌ ‌​‌‍‌‌‌ ​‍​ ‍ ‌ ‌​‌ ‍‌‌ ​​‌‍‌‌​ ‌‌‍‌‍‌‍ ‌‍ ‌ ‌​‌‍‌‌‌ ​‍​ ‍ ‌ ​​‌‍​‌‌ ‌​‌‍‍​​ ‌‌‍​ ‌‍ ‌‍ ​‌ ‌‌‌‍ ‌‌‍ ‍‌ ​ ​‍‌‌​ ‌‌‌​​‍‌‌ ‌‍‍ ‌‍‌‌‌ ‍‌​‍‌‌​ ​ ‌​‌​​‍‌‌​ ​ ‌​‌​​‍‌‌​ ​‍​ ​‍‌‍‌‌‌‍​‍​ ​‍​ ‍​‌‍​ ​ ‌‌‌‍​ ‌‍​ ‌‍‌‌‌‍​‍‌‍​‌​ ​‌​‍‌‌​ ​‍​ ​‍​‍‌‌​ ‌‌‌​‌​​‍ ‍‌‍ ​‌‍‍‌‌‍ ‍‌‍‍ ‌ ​ ​‍‌‌​ ‌‌‌​​‍‌‌ ‌‍‍ ‌‍‌‌‌ ‍‌​‍‌‌​ ​ ‌​‌​​‍‌‌​ ​ ‌​‌​​‍‌‌​ ​‍​ ​‍​ ‌​‌‍‌‌​ ‌‍‌‍‌​​ ​‍​ ‌‍​ ​‍‌‍‌‍‌‍​‌‌‍​ ‌‍​ ‌‍​ ​‍‌‌​ ​‍​ ​‍​‍‌‌​ ‌‌‌​‌​​‍ ‍‌‍ ‍‌‍​‌‌‍ ‌‌‍‌‌​ ‌‍​‍‌‍​‌‌ ​ ‌‍‌‌‌‌‌‌‌ ​‍‌‍ ​​ ‌‌‍‍​‌ ‌​‌ ‌​‌ ​​‌ ​ ​‍‌‌​ ​ ‌​​‌​‍‌‌​ ​‍‌​‌‍​‍‌‌​ ​‍‌​‌‍‌‍​ ‌‍‍​‌‍‌‌‌‍ ​‌ ​ ‌‍‌‌‌‍​‌‌ ​​‌‍‍‌‌‍‌‌‌ ​‍‌ ​ ​‍ ‍‌ ​ ‌‍​‌‌‍ ‍‌‍‍‌‌ ‌​‌ ‍‌​‍ ‍‌ ​ ‌ ‌​‌ ‌‌‌‍‌​‌‍‍‌‌‍ ​‍‌‍‌‍‍‌‌‍‌​​ ‌‌‍‌‍‌‍ ‌‍ ‌ ‌​‌‍‌‌‌ ​‍​‍‌‍‌ ‌​‌ ‍‌‌ ​​‌‍‌‌​ ‌‌‍‌‍‌‍ ‌‍ ‌ ‌​‌‍‌‌‌ ​‍​‍‌‍‌ ​​‌‍​‌‌ ‌​‌‍‍​​ ‌‌‍​ ‌‍ ‌‍ ​‌ ‌‌‌‍ ‌‌‍ ‍‌ ​ ​‍‌‌​ ‌‌‌​​‍‌‌ ‌‍‍ ‌‍‌‌‌ ‍‌​‍‌‌​ ​ ‌​‌​​‍‌‌​ ​ ‌​‌​​‍‌‌​ ​‍​ ​‍‌‍‌‌‌‍​‍​ ​‍​ ‍​‌‍​ ​ ‌‌‌‍​ ‌‍​ ‌‍‌‌‌‍​‍‌‍​‌​ ​‌​‍‌‌​ ​‍​ ​‍​‍‌‌​ ‌‌‌​‌​​‍ ‍‌‍ ​‌‍‍‌‌‍ ‍‌‍‍ ‌ ​ ​‍‌‌​ ‌‌‌​​‍‌‌ ‌‍‍ ‌‍‌‌‌ ‍‌​‍‌‌​ ​ ‌​‌​​‍‌‌​ ​ ‌​‌​​‍‌‌​ ​‍​ ​‍​ ‌​‌‍‌‌​ ‌‍‌‍‌​​ ​‍​ ‌‍​ ​‍‌‍‌‍‌‍​‌‌‍​ ‌‍​ ‌‍​ ​‍‌‌​ ​‍​ ​‍​‍‌‌​ ‌‌‌​‌​​‍ ‍‌‍ ‍‌‍​‌‌‍ ‌‌‍‌‌​‍‌‍‌ ​​‌‍‌‌‌ ​‍‌ ​ ‌ ​​‌‍‌‌‌‍​ ‌ ‌​‌‍‍‌‌ ‌‍‌‍‌‌​ ‌‌ ​​‌ ‌‌‌‍​‍‌‍ ​‌‍‍‌‌ ​ ‌‍‍​‌‍‌‌‌‍‌​​‍​‍‌ ‌
Athletic Club​​​​‌ ‍ ​‍​‍‌‍ ‌ ​‍‌‍‍‌‌‍‌ ‌‍‍‌‌‍ ‍​‍​‍​ ‍‍​‍​‍‌ ​ ‌‍​‌‌‍ ‍‌‍‍‌‌ ‌​‌ ‍‌​‍ ‍‌‍‍‌‌‍ ​‍​‍​‍ ​​‍​‍‌‍‍​‌ ​‍‌‍‌‌‌‍‌‍​‍​‍​ ‍‍​‍​‍‌‍‍​‌ ‌​‌ ‌​‌ ​​‌ ​ ​ ‍‍​‍ ​‍ ‌‍​ ‌‍‍​‌‍‌‌‌‍ ​‌ ​ ‌‍‌‌‌‍​‌‌ ​​‌‍‍‌‌‍‌‌‌ ​‍‌ ​ ​‍ ‍‌ ​ ‌‍​‌‌‍ ‍‌‍‍‌‌ ‌​‌ ‍‌​‍ ‍‌ ​ ‌ ‌​‌ ‌‌‌‍‌​‌‍‍‌‌‍ ​‍ ‌‍‍‌‌‍ ‍‌ ‌​‌‍‌‌‌‍ ‍‌ ‌​​‍ ‌‍‌‌‌‍‌​‌‍‍‌‌ ‌​​‍ ‌‍ ‌‌‍ ‌‍‌​‌‍‌‌​ ‌‌ ​​‌ ​‍‌‍‌‌‌ ​ ‌‍‌‌‌‍ ‍‌ ‌​‌‍​‌‌ ‌​‌‍‍‌‌‍ ‌‍ ‍​ ‍ ‌‍‍‌‌‍‌​​ ‌‌‍‌‍‌‍ ‌‍ ‌ ‌​‌‍‌‌‌ ​‍​ ‍ ‌ ‌​‌ ‍‌‌ ​​‌‍‌‌​ ‌‌‍‌‍‌‍ ‌‍ ‌ ‌​‌‍‌‌‌ ​‍​ ‍ ‌ ​​‌‍​‌‌ ‌​‌‍‍​​ ‌‌‍​ ‌‍ ‌‍ ​‌ ‌‌‌‍ ‌‌‍ ‍‌ ​ ​‍‌‌​ ‌‌‌​​‍‌‌ ‌‍‍ ‌‍‌‌‌ ‍‌​‍‌‌​ ​ ‌​‌​​‍‌‌​ ​ ‌​‌​​‍‌‌​ ​‍​ ​‍‌‍‌‌‌‍​‍​ ​‍​ ‍​‌‍​ ​ ‌‌‌‍​ ‌‍​ ‌‍‌‌‌‍​‍‌‍​‌​ ​‌​‍‌‌​ ​‍​ ​‍​‍‌‌​ ‌‌‌​‌​​‍ ‍‌‍ ​‌‍‍‌‌‍ ‍‌‍‍ ‌ ​ ​‍‌‌​ ‌‌‌​​‍‌‌ ‌‍‍ ‌‍‌‌‌ ‍‌​‍‌‌​ ​ ‌​‌​​‍‌‌​ ​ ‌​‌​​‍‌‌​ ​‍​ ​‍​ ‍​‌‍​‌​ ​ ​ ‌​‌‍​‌​ ‌ ‌‍‌​‌‍​‌​ ​ ​ ‍​‌‍‌‌‌‍​ ​‍‌‌​ ​‍​ ​‍​‍‌‌​ ‌‌‌​‌​​‍ ‍‌‍ ‍‌‍​‌‌‍ ‌‌‍‌‌​ ‌‍​‍‌‍​‌‌ ​ ‌‍‌‌‌‌‌‌‌ ​‍‌‍ ​​ ‌‌‍‍​‌ ‌​‌ ‌​‌ ​​‌ ​ ​‍‌‌​ ​ ‌​​‌​‍‌‌​ ​‍‌​‌‍​‍‌‌​ ​‍‌​‌‍‌‍​ ‌‍‍​‌‍‌‌‌‍ ​‌ ​ ‌‍‌‌‌‍​‌‌ ​​‌‍‍‌‌‍‌‌‌ ​‍‌ ​ ​‍ ‍‌ ​ ‌‍​‌‌‍ ‍‌‍‍‌‌ ‌​‌ ‍‌​‍ ‍‌ ​ ‌ ‌​‌ ‌‌‌‍‌​‌‍‍‌‌‍ ​‍‌‍‌‍‍‌‌‍‌​​ ‌‌‍‌‍‌‍ ‌‍ ‌ ‌​‌‍‌‌‌ ​‍​‍‌‍‌ ‌​‌ ‍‌‌ ​​‌‍‌‌​ ‌‌‍‌‍‌‍ ‌‍ ‌ ‌​‌‍‌‌‌ ​‍​‍‌‍‌ ​​‌‍​‌‌ ‌​‌‍‍​​ ‌‌‍​ ‌‍ ‌‍ ​‌ ‌‌‌‍ ‌‌‍ ‍‌ ​ ​‍‌‌​ ‌‌‌​​‍‌‌ ‌‍‍ ‌‍‌‌‌ ‍‌​‍‌‌​ ​ ‌​‌​​‍‌‌​ ​ ‌​‌​​‍‌‌​ ​‍​ ​‍‌‍‌‌‌‍​‍​ ​‍​ ‍​‌‍​ ​ ‌‌‌‍​ ‌‍​ ‌‍‌‌‌‍​‍‌‍​‌​ ​‌​‍‌‌​ ​‍​ ​‍​‍‌‌​ ‌‌‌​‌​​‍ ‍‌‍ ​‌‍‍‌‌‍ ‍‌‍‍ ‌ ​ ​‍‌‌​ ‌‌‌​​‍‌‌ ‌‍‍ ‌‍‌‌‌ ‍‌​‍‌‌​ ​ ‌​‌​​‍‌‌​ ​ ‌​‌​​‍‌‌​ ​‍​ ​‍​ ‍​‌‍​‌​ ​ ​ ‌​‌‍​‌​ ‌ ‌‍‌​‌‍​‌​ ​ ​ ‍​‌‍‌‌‌‍​ ​‍‌‌​ ​‍​ ​‍​‍‌‌​ ‌‌‌​‌​​‍ ‍‌‍ ‍‌‍​‌‌‍ ‌‌‍‌‌​‍‌‍‌ ​​‌‍‌‌‌ ​‍‌ ​ ‌ ​​‌‍‌‌‌‍​ ‌ ‌​‌‍‍‌‌ ‌‍‌‍‌‌​ ‌‌ ​​‌ ‌‌‌‍​‍‌‍ ​‌‍‍‌‌ ​ ‌‍‍​‌‍‌‌‌‍‌​​‍​‍‌ ‌
Marina​​​​‌ ‍ ​‍​‍‌‍ ‌ ​‍‌‍‍‌‌‍‌ ‌‍‍‌‌‍ ‍​‍​‍​ ‍‍​‍​‍‌ ​ ‌‍​‌‌‍ ‍‌‍‍‌‌ ‌​‌ ‍‌​‍ ‍‌‍‍‌‌‍ ​‍​‍​‍ ​​‍​‍‌‍‍​‌ ​‍‌‍‌‌‌‍‌‍​‍​‍​ ‍‍​‍​‍‌‍‍​‌ ‌​‌ ‌​‌ ​​‌ ​ ​ ‍‍​‍ ​‍ ‌‍​ ‌‍‍​‌‍‌‌‌‍ ​‌ ​ ‌‍‌‌‌‍​‌‌ ​​‌‍‍‌‌‍‌‌‌ ​‍‌ ​ ​‍ ‍‌ ​ ‌‍​‌‌‍ ‍‌‍‍‌‌ ‌​‌ ‍‌​‍ ‍‌ ​ ‌ ‌​‌ ‌‌‌‍‌​‌‍‍‌‌‍ ​‍ ‌‍‍‌‌‍ ‍‌ ‌​‌‍‌‌‌‍ ‍‌ ‌​​‍ ‌‍‌‌‌‍‌​‌‍‍‌‌ ‌​​‍ ‌‍ ‌‌‍ ‌‍‌​‌‍‌‌​ ‌‌ ​​‌ ​‍‌‍‌‌‌ ​ ‌‍‌‌‌‍ ‍‌ ‌​‌‍​‌‌ ‌​‌‍‍‌‌‍ ‌‍ ‍​ ‍ ‌‍‍‌‌‍‌​​ ‌‌‍‌‍‌‍ ‌‍ ‌ ‌​‌‍‌‌‌ ​‍​ ‍ ‌ ‌​‌ ‍‌‌ ​​‌‍‌‌​ ‌‌‍‌‍‌‍ ‌‍ ‌ ‌​‌‍‌‌‌ ​‍​ ‍ ‌ ​​‌‍​‌‌ ‌​‌‍‍​​ ‌‌‍​ ‌‍ ‌‍ ​‌ ‌‌‌‍ ‌‌‍ ‍‌ ​ ​‍‌‌​ ‌‌‌​​‍‌‌ ‌‍‍ ‌‍‌‌‌ ‍‌​‍‌‌​ ​ ‌​‌​​‍‌‌​ ​ ‌​‌​​‍‌‌​ ​‍​ ​‍‌‍‌‌‌‍​‍​ ​‍​ ‍​‌‍​ ​ ‌‌‌‍​ ‌‍​ ‌‍‌‌‌‍​‍‌‍​‌​ ​‌​‍‌‌​ ​‍​ ​‍​‍‌‌​ ‌‌‌​‌​​‍ ‍‌‍ ​‌‍‍‌‌‍ ‍‌‍‍ ‌ ​ ​‍‌‌​ ‌‌‌​​‍‌‌ ‌‍‍ ‌‍‌‌‌ ‍‌​‍‌‌​ ​ ‌​‌​​‍‌‌​ ​ ‌​‌​​‍‌‌​ ​‍​ ​‍​ ‌‍​ ‌‌​ ‌‍​ ‌‌‌‍‌‌‌‍‌‍‌‍​‌​ ​​​ ‌‍​ ‌‌​ ‌​‌‍‌​​‍‌‌​ ​‍​ ​‍​‍‌‌​ ‌‌‌​‌​​‍ ‍‌‍ ‍‌‍​‌‌‍ ‌‌‍‌‌​ ‌‍​‍‌‍​‌‌ ​ ‌‍‌‌‌‌‌‌‌ ​‍‌‍ ​​ ‌‌‍‍​‌ ‌​‌ ‌​‌ ​​‌ ​ ​‍‌‌​ ​ ‌​​‌​‍‌‌​ ​‍‌​‌‍​‍‌‌​ ​‍‌​‌‍‌‍​ ‌‍‍​‌‍‌‌‌‍ ​‌ ​ ‌‍‌‌‌‍​‌‌ ​​‌‍‍‌‌‍‌‌‌ ​‍‌ ​ ​‍ ‍‌ ​ ‌‍​‌‌‍ ‍‌‍‍‌‌ ‌​‌ ‍‌​‍ ‍‌ ​ ‌ ‌​‌ ‌‌‌‍‌​‌‍‍‌‌‍ ​‍‌‍‌‍‍‌‌‍‌​​ ‌‌‍‌‍‌‍ ‌‍ ‌ ‌​‌‍‌‌‌ ​‍​‍‌‍‌ ‌​‌ ‍‌‌ ​​‌‍‌‌​ ‌‌‍‌‍‌‍ ‌‍ ‌ ‌​‌‍‌‌‌ ​‍​‍‌‍‌ ​​‌‍​‌‌ ‌​‌‍‍​​ ‌‌‍​ ‌‍ ‌‍ ​‌ ‌‌‌‍ ‌‌‍ ‍‌ ​ ​‍‌‌​ ‌‌‌​​‍‌‌ ‌‍‍ ‌‍‌‌‌ ‍‌​‍‌‌​ ​ ‌​‌​​‍‌‌​ ​ ‌​‌​​‍‌‌​ ​‍​ ​‍‌‍‌‌‌‍​‍​ ​‍​ ‍​‌‍​ ​ ‌‌‌‍​ ‌‍​ ‌‍‌‌‌‍​‍‌‍​‌​ ​‌​‍‌‌​ ​‍​ ​‍​‍‌‌​ ‌‌‌​‌​​‍ ‍‌‍ ​‌‍‍‌‌‍ ‍‌‍‍ ‌ ​ ​‍‌‌​ ‌‌‌​​‍‌‌ ‌‍‍ ‌‍‌‌‌ ‍‌​‍‌‌​ ​ ‌​‌​​‍‌‌​ ​ ‌​‌​​‍‌‌​ ​‍​ ​‍​ ‌‍​ ‌‌​ ‌‍​ ‌‌‌‍‌‌‌‍‌‍‌‍​‌​ ​​​ ‌‍​ ‌‌​ ‌​‌‍‌​​‍‌‌​ ​‍​ ​‍​‍‌‌​ ‌‌‌​‌​​‍ ‍‌‍ ‍‌‍​‌‌‍ ‌‌‍‌‌​‍‌‍‌ ​​‌‍‌‌‌ ​‍‌ ​ ‌ ​​‌‍‌‌‌‍​ ‌ ‌​‌‍‍‌‌ ‌‍‌‍‌‌​ ‌‌ ​​‌ ‌‌‌‍​‍‌‍ ​‌‍‍‌‌ ​ ‌‍‍​‌‍‌‌‌‍‌​​‍​‍‌ ‌
Company​​​​‌ ‍ ​‍​‍‌‍ ‌ ​‍‌‍‍‌‌‍‌ ‌‍‍‌‌‍ ‍​‍​‍​ ‍‍​‍​‍‌ ​ ‌‍​‌‌‍ ‍‌‍‍‌‌ ‌​‌ ‍‌​‍ ‍‌‍‍‌‌‍ ​‍​‍​‍ ​​‍​‍‌‍‍​‌ ​‍‌‍‌‌‌‍‌‍​‍​‍​ ‍‍​‍​‍‌‍‍​‌ ‌​‌ ‌​‌ ​​‌ ​ ​ ‍‍​‍ ​‍ ‌‍​ ‌‍‍​‌‍‌‌‌‍ ​‌ ​ ‌‍‌‌‌‍​‌‌ ​​‌‍‍‌‌‍‌‌‌ ​‍‌ ​ ​‍ ‍‌ ​ ‌‍​‌‌‍ ‍‌‍‍‌‌ ‌​‌ ‍‌​‍ ‍‌ ​ ‌ ‌​‌ ‌‌‌‍‌​‌‍‍‌‌‍ ​‍ ‌‍‍‌‌‍ ‍‌ ‌​‌‍‌‌‌‍ ‍‌ ‌​​‍ ‌‍‌‌‌‍‌​‌‍‍‌‌ ‌​​‍ ‌‍ ‌‌‍ ‌‍‌​‌‍‌‌​ ‌‌ ​​‌ ​‍‌‍‌‌‌ ​ ‌‍‌‌‌‍ ‍‌ ‌​‌‍​‌‌ ‌​‌‍‍‌‌‍ ‌‍ ‍​ ‍ ‌‍‍‌‌‍‌​​ ‌‌‍‌‍‌‍ ‌‍ ‌ ‌​‌‍‌‌‌ ​‍​ ‍ ‌ ‌​‌ ‍‌‌ ​​‌‍‌‌​ ‌‌‍‌‍‌‍ ‌‍ ‌ ‌​‌‍‌‌‌ ​‍​ ‍ ‌ ​​‌‍​‌‌ ‌​‌‍‍​​ ‌‌‍​ ‌‍ ‌‍ ​‌ ‌‌‌‍ ‌‌‍ ‍‌ ​ ​‍‌‌​ ‌‌‌​​‍‌‌ ‌‍‍ ‌‍‌‌‌ ‍‌​‍‌‌​ ​ ‌​‌​​‍‌‌​ ​ ‌​‌​​‍‌‌​ ​‍​ ​‍‌‍​ ​ ​ ​ ‌​​ ​​‌‍​ ​ ‌‍‌‍‌​​ ‌​‌‍‌‍‌‍‌‌‌‍‌‌‌‍‌​​‍‌‌​ ​‍​ ​‍​‍‌‌​ ‌‌‌​‌​​‍ ‍‌ ‌​‌‍‍‌‌ ‌​‌‍ ​‌‍‌‌​ ‌‍​‍‌‍​‌‌ ​ ‌‍‌‌‌‌‌‌‌ ​‍‌‍ ​​ ‌‌‍‍​‌ ‌​‌ ‌​‌ ​​‌ ​ ​‍‌‌​ ​ ‌​​‌​‍‌‌​ ​‍‌​‌‍​‍‌‌​ ​‍‌​‌‍‌‍​ ‌‍‍​‌‍‌‌‌‍ ​‌ ​ ‌‍‌‌‌‍​‌‌ ​​‌‍‍‌‌‍‌‌‌ ​‍‌ ​ ​‍ ‍‌ ​ ‌‍​‌‌‍ ‍‌‍‍‌‌ ‌​‌ ‍‌​‍ ‍‌ ​ ‌ ‌​‌ ‌‌‌‍‌​‌‍‍‌‌‍ ​‍‌‍‌‍‍‌‌‍‌​​ ‌‌‍‌‍‌‍ ‌‍ ‌ ‌​‌‍‌‌‌ ​‍​‍‌‍‌ ‌​‌ ‍‌‌ ​​‌‍‌‌​ ‌‌‍‌‍‌‍ ‌‍ ‌ ‌​‌‍‌‌‌ ​‍​‍‌‍‌ ​​‌‍​‌‌ ‌​‌‍‍​​ ‌‌‍​ ‌‍ ‌‍ ​‌ ‌‌‌‍ ‌‌‍ ‍‌ ​ ​‍‌‌​ ‌‌‌​​‍‌‌ ‌‍‍ ‌‍‌‌‌ ‍‌​‍‌‌​ ​ ‌​‌​​‍‌‌​ ​ ‌​‌​​‍‌‌​ ​‍​ ​‍‌‍​ ​ ​ ​ ‌​​ ​​‌‍​ ​ ‌‍‌‍‌​​ ‌​‌‍‌‍‌‍‌‌‌‍‌‌‌‍‌​​‍‌‌​ ​‍​ ​‍​‍‌‌​ ‌‌‌​‌​​‍ ‍‌ ‌​‌‍‍‌‌ ‌​‌‍ ​‌‍‌‌​‍‌‍‌ ​​‌‍‌‌‌ ​‍‌ ​ ‌ ​​‌‍‌‌‌‍​ ‌ ‌​‌‍‍‌‌ ‌‍‌‍‌‌​ ‌‌ ​​‌ ‌‌‌‍​‍‌‍ ​‌‍‍‌‌ ​ ‌‍‍​‌‍‌‌‌‍‌​​‍​‍‌ ‌
Privacy Policy​​​​‌ ‍ ​‍​‍‌‍ ‌ ​‍‌‍‍‌‌‍‌ ‌‍‍‌‌‍ ‍​‍​‍​ ‍‍​‍​‍‌ ​ ‌‍​‌‌‍ ‍‌‍‍‌‌ ‌​‌ ‍‌​‍ ‍‌‍‍‌‌‍ ​‍​‍​‍ ​​‍​‍‌‍‍​‌ ​‍‌‍‌‌‌‍‌‍​‍​‍​ ‍‍​‍​‍‌‍‍​‌ ‌​‌ ‌​‌ ​​‌ ​ ​ ‍‍​‍ ​‍ ‌‍​ ‌‍‍​‌‍‌‌‌‍ ​‌ ​ ‌‍‌‌‌‍​‌‌ ​​‌‍‍‌‌‍‌‌‌ ​‍‌ ​ ​‍ ‍‌ ​ ‌‍​‌‌‍ ‍‌‍‍‌‌ ‌​‌ ‍‌​‍ ‍‌ ​ ‌ ‌​‌ ‌‌‌‍‌​‌‍‍‌‌‍ ​‍ ‌‍‍‌‌‍ ‍‌ ‌​‌‍‌‌‌‍ ‍‌ ‌​​‍ ‌‍‌‌‌‍‌​‌‍‍‌‌ ‌​​‍ ‌‍ ‌‌‍ ‌‍‌​‌‍‌‌​ ‌‌ ​​‌ ​‍‌‍‌‌‌ ​ ‌‍‌‌‌‍ ‍‌ ‌​‌‍​‌‌ ‌​‌‍‍‌‌‍ ‌‍ ‍​ ‍ ‌‍‍‌‌‍‌​​ ‌‌‍‌‍‌‍ ‌‍ ‌ ‌​‌‍‌‌‌ ​‍​ ‍ ‌ ‌​‌ ‍‌‌ ​​‌‍‌‌​ ‌‌‍‌‍‌‍ ‌‍ ‌ ‌​‌‍‌‌‌ ​‍​ ‍ ‌ ​​‌‍​‌‌ ‌​‌‍‍​​ ‌‌‍​ ‌‍ ‌‍ ​‌ ‌‌‌‍ ‌‌‍ ‍‌ ​ ​‍‌‌​ ‌‌‌​​‍‌‌ ‌‍‍ ‌‍‌‌‌ ‍‌​‍‌‌​ ​ ‌​‌​​‍‌‌​ ​ ‌​‌​​‍‌‌​ ​‍​ ​‍‌‍​ ​ ​ ​ ‌​​ ​​‌‍​ ​ ‌‍‌‍‌​​ ‌​‌‍‌‍‌‍‌‌‌‍‌‌‌‍‌​​‍‌‌​ ​‍​ ​‍​‍‌‌​ ‌‌‌​‌​​‍ ‍‌‍ ​‌‍‍‌‌‍ ‍‌‍‍ ‌ ​ ​‍‌‌​ ‌‌‌​​‍‌‌ ‌‍‍ ‌‍‌‌‌ ‍‌​‍‌‌​ ​ ‌​‌​​‍‌‌​ ​ ‌​‌​​‍‌‌​ ​‍​ ​‍​ ​​​ ‍‌‌‍‌‌​ ‍​​ ‍‌​ ​‍‌‍​‍‌‍​‍​ ​‍​ ‍​‌‍​‌​ ​​​‍‌‌​ ​‍​ ​‍​‍‌‌​ ‌‌‌​‌​​‍ ‍‌‍ ‍‌‍​‌‌‍ ‌‌‍‌‌​ ‌‍​‍‌‍​‌‌ ​ ‌‍‌‌‌‌‌‌‌ ​‍‌‍ ​​ ‌‌‍‍​‌ ‌​‌ ‌​‌ ​​‌ ​ ​‍‌‌​ ​ ‌​​‌​‍‌‌​ ​‍‌​‌‍​‍‌‌​ ​‍‌​‌‍‌‍​ ‌‍‍​‌‍‌‌‌‍ ​‌ ​ ‌‍‌‌‌‍​‌‌ ​​‌‍‍‌‌‍‌‌‌ ​‍‌ ​ ​‍ ‍‌ ​ ‌‍​‌‌‍ ‍‌‍‍‌‌ ‌​‌ ‍‌​‍ ‍‌ ​ ‌ ‌​‌ ‌‌‌‍‌​‌‍‍‌‌‍ ​‍‌‍‌‍‍‌‌‍‌​​ ‌‌‍‌‍‌‍ ‌‍ ‌ ‌​‌‍‌‌‌ ​‍​‍‌‍‌ ‌​‌ ‍‌‌ ​​‌‍‌‌​ ‌‌‍‌‍‌‍ ‌‍ ‌ ‌​‌‍‌‌‌ ​‍​‍‌‍‌ ​​‌‍​‌‌ ‌​‌‍‍​​ ‌‌‍​ ‌‍ ‌‍ ​‌ ‌‌‌‍ ‌‌‍ ‍‌ ​ ​‍‌‌​ ‌‌‌​​‍‌‌ ‌‍‍ ‌‍‌‌‌ ‍‌​‍‌‌​ ​ ‌​‌​​‍‌‌​ ​ ‌​‌​​‍‌‌​ ​‍​ ​‍‌‍​ ​ ​ ​ ‌​​ ​​‌‍​ ​ ‌‍‌‍‌​​ ‌​‌‍‌‍‌‍‌‌‌‍‌‌‌‍‌​​‍‌‌​ ​‍​ ​‍​‍‌‌​ ‌‌‌​‌​​‍ ‍‌‍ ​‌‍‍‌‌‍ ‍‌‍‍ ‌ ​ ​‍‌‌​ ‌‌‌​​‍‌‌ ‌‍‍ ‌‍‌‌‌ ‍‌​‍‌‌​ ​ ‌​‌​​‍‌‌​ ​ ‌​‌​​‍‌‌​ ​‍​ ​‍​ ​​​ ‍‌‌‍‌‌​ ‍​​ ‍‌​ ​‍‌‍​‍‌‍​‍​ ​‍​ ‍​‌‍​‌​ ​​​‍‌‌​ ​‍​ ​‍​‍‌‌​ ‌‌‌​‌​​‍ ‍‌‍ ‍‌‍​‌‌‍ ‌‌‍‌‌​‍‌‍‌ ​​‌‍‌‌‌ ​‍‌ ​ ‌ ​​‌‍‌‌‌‍​ ‌ ‌​‌‍‍‌‌ ‌‍‌‍‌‌​ ‌‌ ​​‌ ‌‌‌‍​‍‌‍ ​‌‍‍‌‌ ​ ‌‍‍​‌‍‌‌‌‍‌​​‍​‍‌ ‌
Accessibility Statement​​​​‌ ‍ ​‍​‍‌‍ ‌ ​‍‌‍‍‌‌‍‌ ‌‍‍‌‌‍ ‍​‍​‍​ ‍‍​‍​‍‌ ​ ‌‍​‌‌‍ ‍‌‍‍‌‌ ‌​‌ ‍‌​‍ ‍‌‍‍‌‌‍ ​‍​‍​‍ ​​‍​‍‌‍‍​‌ ​‍‌‍‌‌‌‍‌‍​‍​‍​ ‍‍​‍​‍‌‍‍​‌ ‌​‌ ‌​‌ ​​‌ ​ ​ ‍‍​‍ ​‍ ‌‍​ ‌‍‍​‌‍‌‌‌‍ ​‌ ​ ‌‍‌‌‌‍​‌‌ ​​‌‍‍‌‌‍‌‌‌ ​‍‌ ​ ​‍ ‍‌ ​ ‌‍​‌‌‍ ‍‌‍‍‌‌ ‌​‌ ‍‌​‍ ‍‌ ​ ‌ ‌​‌ ‌‌‌‍‌​‌‍‍‌‌‍ ​‍ ‌‍‍‌‌‍ ‍‌ ‌​‌‍‌‌‌‍ ‍‌ ‌​​‍ ‌‍‌‌‌‍‌​‌‍‍‌‌ ‌​​‍ ‌‍ ‌‌‍ ‌‍‌​‌‍‌‌​ ‌‌ ​​‌ ​‍‌‍‌‌‌ ​ ‌‍‌‌‌‍ ‍‌ ‌​‌‍​‌‌ ‌​‌‍‍‌‌‍ ‌‍ ‍​ ‍ ‌‍‍‌‌‍‌​​ ‌‌‍‌‍‌‍ ‌‍ ‌ ‌​‌‍‌‌‌ ​‍​ ‍ ‌ ‌​‌ ‍‌‌ ​​‌‍‌‌​ ‌‌‍‌‍‌‍ ‌‍ ‌ ‌​‌‍‌‌‌ ​‍​ ‍ ‌ ​​‌‍​‌‌ ‌​‌‍‍​​ ‌‌‍​ ‌‍ ‌‍ ​‌ ‌‌‌‍ ‌‌‍ ‍‌ ​ ​‍‌‌​ ‌‌‌​​‍‌‌ ‌‍‍ ‌‍‌‌‌ ‍‌​‍‌‌​ ​ ‌​‌​​‍‌‌​ ​ ‌​‌​​‍‌‌​ ​‍​ ​‍‌‍​ ​ ​ ​ ‌​​ ​​‌‍​ ​ ‌‍‌‍‌​​ ‌​‌‍‌‍‌‍‌‌‌‍‌‌‌‍‌​​‍‌‌​ ​‍​ ​‍​‍‌‌​ ‌‌‌​‌​​‍ ‍‌‍ ​‌‍‍‌‌‍ ‍‌‍‍ ‌ ​ ​‍‌‌​ ‌‌‌​​‍‌‌ ‌‍‍ ‌‍‌‌‌ ‍‌​‍‌‌​ ​ ‌​‌​​‍‌‌​ ​ ‌​‌​​‍‌‌​ ​‍​ ​‍​ ​ ​ ‌‍​ ‌ ​ ​ ‌‍​‌​ ‌‍​ ‌ ​ ‍‌​ ​‌​ ‌‍‌‍‌​​ ​​​‍‌‌​ ​‍​ ​‍​‍‌‌​ ‌‌‌​‌​​‍ ‍‌‍ ‍‌‍​‌‌‍ ‌‌‍‌‌​ ‌‍​‍‌‍​‌‌ ​ ‌‍‌‌‌‌‌‌‌ ​‍‌‍ ​​ ‌‌‍‍​‌ ‌​‌ ‌​‌ ​​‌ ​ ​‍‌‌​ ​ ‌​​‌​‍‌‌​ ​‍‌​‌‍​‍‌‌​ ​‍‌​‌‍‌‍​ ‌‍‍​‌‍‌‌‌‍ ​‌ ​ ‌‍‌‌‌‍​‌‌ ​​‌‍‍‌‌‍‌‌‌ ​‍‌ ​ ​‍ ‍‌ ​ ‌‍​‌‌‍ ‍‌‍‍‌‌ ‌​‌ ‍‌​‍ ‍‌ ​ ‌ ‌​‌ ‌‌‌‍‌​‌‍‍‌‌‍ ​‍‌‍‌‍‍‌‌‍‌​​ ‌‌‍‌‍‌‍ ‌‍ ‌ ‌​‌‍‌‌‌ ​‍​‍‌‍‌ ‌​‌ ‍‌‌ ​​‌‍‌‌​ ‌‌‍‌‍‌‍ ‌‍ ‌ ‌​‌‍‌‌‌ ​‍​‍‌‍‌ ​​‌‍​‌‌ ‌​‌‍‍​​ ‌‌‍​ ‌‍ ‌‍ ​‌ ‌‌‌‍ ‌‌‍ ‍‌ ​ ​‍‌‌​ ‌‌‌​​‍‌‌ ‌‍‍ ‌‍‌‌‌ ‍‌​‍‌‌​ ​ ‌​‌​​‍‌‌​ ​ ‌​‌​​‍‌‌​ ​‍​ ​‍‌‍​ ​ ​ ​ ‌​​ ​​‌‍​ ​ ‌‍‌‍‌​​ ‌​‌‍‌‍‌‍‌‌‌‍‌‌‌‍‌​​‍‌‌​ ​‍​ ​‍​‍‌‌​ ‌‌‌​‌​​‍ ‍‌‍ ​‌‍‍‌‌‍ ‍‌‍‍ ‌ ​ ​‍‌‌​ ‌‌‌​​‍‌‌ ‌‍‍ ‌‍‌‌‌ ‍‌​‍‌‌​ ​ ‌​‌​​‍‌‌​ ​ ‌​‌​​‍‌‌​ ​‍​ ​‍​ ​ ​ ‌‍​ ‌ ​ ​ ‌‍​‌​ ‌‍​ ‌ ​ ‍‌​ ​‌​ ‌‍‌‍‌​​ ​​​‍‌‌​ ​‍​ ​‍​‍‌‌​ ‌‌‌​‌​​‍ ‍‌‍ ‍‌‍​‌‌‍ ‌‌‍‌‌​‍‌‍‌ ​​‌‍‌‌‌ ​‍‌ ​ ‌ ​​‌‍‌‌‌‍​ ‌ ‌​‌‍‍‌‌ ‌‍‌‍‌‌​ ‌‌ ​​‌ ‌‌‌‍​‍‌‍ ​‌‍‍‌‌ ​ ‌‍‍​‌‍‌‌‌‍‌​​‍​‍‌ ‌
Our Story​​​​‌ ‍ ​‍​‍‌‍ ‌ ​‍‌‍‍‌‌‍‌ ‌‍‍‌‌‍ ‍​‍​‍​ ‍‍​‍​‍‌ ​ ‌‍​‌‌‍ ‍‌‍‍‌‌ ‌​‌ ‍‌​‍ ‍‌‍‍‌‌‍ ​‍​‍​‍ ​​‍​‍‌‍‍​‌ ​‍‌‍‌‌‌‍‌‍​‍​‍​ ‍‍​‍​‍‌‍‍​‌ ‌​‌ ‌​‌ ​​‌ ​ ​ ‍‍​‍ ​‍ ‌‍​ ‌‍‍​‌‍‌‌‌‍ ​‌ ​ ‌‍‌‌‌‍​‌‌ ​​‌‍‍‌‌‍‌‌‌ ​‍‌ ​ ​‍ ‍‌ ​ ‌‍​‌‌‍ ‍‌‍‍‌‌ ‌​‌ ‍‌​‍ ‍‌ ​ ‌ ‌​‌ ‌‌‌‍‌​‌‍‍‌‌‍ ​‍ ‌‍‍‌‌‍ ‍‌ ‌​‌‍‌‌‌‍ ‍‌ ‌​​‍ ‌‍‌‌‌‍‌​‌‍‍‌‌ ‌​​‍ ‌‍ ‌‌‍ ‌‍‌​‌‍‌‌​ ‌‌ ​​‌ ​‍‌‍‌‌‌ ​ ‌‍‌‌‌‍ ‍‌ ‌​‌‍​‌‌ ‌​‌‍‍‌‌‍ ‌‍ ‍​ ‍ ‌‍‍‌‌‍‌​​ ‌‌‍‌‍‌‍ ‌‍ ‌ ‌​‌‍‌‌‌ ​‍​ ‍ ‌ ‌​‌ ‍‌‌ ​​‌‍‌‌​ ‌‌‍‌‍‌‍ ‌‍ ‌ ‌​‌‍‌‌‌ ​‍​ ‍ ‌ ​​‌‍​‌‌ ‌​‌‍‍​​ ‌‌‍​ ‌‍ ‌‍ ​‌ ‌‌‌‍ ‌‌‍ ‍‌ ​ ​‍‌‌​ ‌‌‌​​‍‌‌ ‌‍‍ ‌‍‌‌‌ ‍‌​‍‌‌​ ​ ‌​‌​​‍‌‌​ ​ ‌​‌​​‍‌‌​ ​‍​ ​‍‌‍​ ​ ​ ​ ‌​​ ​​‌‍​ ​ ‌‍‌‍‌​​ ‌​‌‍‌‍‌‍‌‌‌‍‌‌‌‍‌​​‍‌‌​ ​‍​ ​‍​‍‌‌​ ‌‌‌​‌​​‍ ‍‌‍ ​‌‍‍‌‌‍ ‍‌‍‍ ‌ ​ ​‍‌‌​ ‌‌‌​​‍‌‌ ‌‍‍ ‌‍‌‌‌ ‍‌​‍‌‌​ ​ ‌​‌​​‍‌‌​ ​ ‌​‌​​‍‌‌​ ​‍​ ​‍‌‍‌‍​ ​ ​ ‌‌‌‍‌​‌‍​ ​ ​​​ ​ ​ ‌‍​ ‌‍​ ​ ‌‍​‍​ ​‍​‍‌‌​ ​‍​ ​‍​‍‌‌​ ‌‌‌​‌​​‍ ‍‌‍ ‍‌‍​‌‌‍ ‌‌‍‌‌​ ‌‍​‍‌‍​‌‌ ​ ‌‍‌‌‌‌‌‌‌ ​‍‌‍ ​​ ‌‌‍‍​‌ ‌​‌ ‌​‌ ​​‌ ​ ​‍‌‌​ ​ ‌​​‌​‍‌‌​ ​‍‌​‌‍​‍‌‌​ ​‍‌​‌‍‌‍​ ‌‍‍​‌‍‌‌‌‍ ​‌ ​ ‌‍‌‌‌‍​‌‌ ​​‌‍‍‌‌‍‌‌‌ ​‍‌ ​ ​‍ ‍‌ ​ ‌‍​‌‌‍ ‍‌‍‍‌‌ ‌​‌ ‍‌​‍ ‍‌ ​ ‌ ‌​‌ ‌‌‌‍‌​‌‍‍‌‌‍ ​‍‌‍‌‍‍‌‌‍‌​​ ‌‌‍‌‍‌‍ ‌‍ ‌ ‌​‌‍‌‌‌ ​‍​‍‌‍‌ ‌​‌ ‍‌‌ ​​‌‍‌‌​ ‌‌‍‌‍‌‍ ‌‍ ‌ ‌​‌‍‌‌‌ ​‍​‍‌‍‌ ​​‌‍​‌‌ ‌​‌‍‍​​ ‌‌‍​ ‌‍ ‌‍ ​‌ ‌‌‌‍ ‌‌‍ ‍‌ ​ ​‍‌‌​ ‌‌‌​​‍‌‌ ‌‍‍ ‌‍‌‌‌ ‍‌​‍‌‌​ ​ ‌​‌​​‍‌‌​ ​ ‌​‌​​‍‌‌​ ​‍​ ​‍‌‍​ ​ ​ ​ ‌​​ ​​‌‍​ ​ ‌‍‌‍‌​​ ‌​‌‍‌‍‌‍‌‌‌‍‌‌‌‍‌​​‍‌‌​ ​‍​ ​‍​‍‌‌​ ‌‌‌​‌​​‍ ‍‌‍ ​‌‍‍‌‌‍ ‍‌‍‍ ‌ ​ ​‍‌‌​ ‌‌‌​​‍‌‌ ‌‍‍ ‌‍‌‌‌ ‍‌​‍‌‌​ ​ ‌​‌​​‍‌‌​ ​ ‌​‌​​‍‌‌​ ​‍​ ​‍‌‍‌‍​ ​ ​ ‌‌‌‍‌​‌‍​ ​ ​​​ ​ ​ ‌‍​ ‌‍​ ​ ‌‍​‍​ ​‍​‍‌‌​ ​‍​ ​‍​‍‌‌​ ‌‌‌​‌​​‍ ‍‌‍ ‍‌‍​‌‌‍ ‌‌‍‌‌​‍‌‍‌ ​​‌‍‌‌‌ ​‍‌ ​ ‌ ​​‌‍‌‌‌‍​ ‌ ‌​‌‍‍‌‌ ‌‍‌‍‌‌​ ‌‌ ​​‌ ‌‌‌‍​‍‌‍ ​‌‍‍‌‌ ​ ‌‍‍​‌‍‌‌‌‍‌​​‍​‍‌ ‌
Our Impact​​​​‌ ‍ ​‍​‍‌‍ ‌ ​‍‌‍‍‌‌‍‌ ‌‍‍‌‌‍ ‍​‍​‍​ ‍‍​‍​‍‌ ​ ‌‍​‌‌‍ ‍‌‍‍‌‌ ‌​‌ ‍‌​‍ ‍‌‍‍‌‌‍ ​‍​‍​‍ ​​‍​‍‌‍‍​‌ ​‍‌‍‌‌‌‍‌‍​‍​‍​ ‍‍​‍​‍‌‍‍​‌ ‌​‌ ‌​‌ ​​‌ ​ ​ ‍‍​‍ ​‍ ‌‍​ ‌‍‍​‌‍‌‌‌‍ ​‌ ​ ‌‍‌‌‌‍​‌‌ ​​‌‍‍‌‌‍‌‌‌ ​‍‌ ​ ​‍ ‍‌ ​ ‌‍​‌‌‍ ‍‌‍‍‌‌ ‌​‌ ‍‌​‍ ‍‌ ​ ‌ ‌​‌ ‌‌‌‍‌​‌‍‍‌‌‍ ​‍ ‌‍‍‌‌‍ ‍‌ ‌​‌‍‌‌‌‍ ‍‌ ‌​​‍ ‌‍‌‌‌‍‌​‌‍‍‌‌ ‌​​‍ ‌‍ ‌‌‍ ‌‍‌​‌‍‌‌​ ‌‌ ​​‌ ​‍‌‍‌‌‌ ​ ‌‍‌‌‌‍ ‍‌ ‌​‌‍​‌‌ ‌​‌‍‍‌‌‍ ‌‍ ‍​ ‍ ‌‍‍‌‌‍‌​​ ‌‌‍‌‍‌‍ ‌‍ ‌ ‌​‌‍‌‌‌ ​‍​ ‍ ‌ ‌​‌ ‍‌‌ ​​‌‍‌‌​ ‌‌‍‌‍‌‍ ‌‍ ‌ ‌​‌‍‌‌‌ ​‍​ ‍ ‌ ​​‌‍​‌‌ ‌​‌‍‍​​ ‌‌‍​ ‌‍ ‌‍ ​‌ ‌‌‌‍ ‌‌‍ ‍‌ ​ ​‍‌‌​ ‌‌‌​​‍‌‌ ‌‍‍ ‌‍‌‌‌ ‍‌​‍‌‌​ ​ ‌​‌​​‍‌‌​ ​ ‌​‌​​‍‌‌​ ​‍​ ​‍‌‍​ ​ ​ ​ ‌​​ ​​‌‍​ ​ ‌‍‌‍‌​​ ‌​‌‍‌‍‌‍‌‌‌‍‌‌‌‍‌​​‍‌‌​ ​‍​ ​‍​‍‌‌​ ‌‌‌​‌​​‍ ‍‌‍ ​‌‍‍‌‌‍ ‍‌‍‍ ‌ ​ ​‍‌‌​ ‌‌‌​​‍‌‌ ‌‍‍ ‌‍‌‌‌ ‍‌​‍‌‌​ ​ ‌​‌​​‍‌‌​ ​ ‌​‌​​‍‌‌​ ​‍​ ​‍‌‍‌‍​ ‍‌​ ​ ‌‍​‌​ ‌​​ ​‌‌‍​‌​ ​​‌‍‌‌​ ‌‍‌‍‌​​ ‌ ​‍‌‌​ ​‍​ ​‍​‍‌‌​ ‌‌‌​‌​​‍ ‍‌‍ ‍‌‍​‌‌‍ ‌‌‍‌‌​ ‌‍​‍‌‍​‌‌ ​ ‌‍‌‌‌‌‌‌‌ ​‍‌‍ ​​ ‌‌‍‍​‌ ‌​‌ ‌​‌ ​​‌ ​ ​‍‌‌​ ​ ‌​​‌​‍‌‌​ ​‍‌​‌‍​‍‌‌​ ​‍‌​‌‍‌‍​ ‌‍‍​‌‍‌‌‌‍ ​‌ ​ ‌‍‌‌‌‍​‌‌ ​​‌‍‍‌‌‍‌‌‌ ​‍‌ ​ ​‍ ‍‌ ​ ‌‍​‌‌‍ ‍‌‍‍‌‌ ‌​‌ ‍‌​‍ ‍‌ ​ ‌ ‌​‌ ‌‌‌‍‌​‌‍‍‌‌‍ ​‍‌‍‌‍‍‌‌‍‌​​ ‌‌‍‌‍‌‍ ‌‍ ‌ ‌​‌‍‌‌‌ ​‍​‍‌‍‌ ‌​‌ ‍‌‌ ​​‌‍‌‌​ ‌‌‍‌‍‌‍ ‌‍ ‌ ‌​‌‍‌‌‌ ​‍​‍‌‍‌ ​​‌‍​‌‌ ‌​‌‍‍​​ ‌‌‍​ ‌‍ ‌‍ ​‌ ‌‌‌‍ ‌‌‍ ‍‌ ​ ​‍‌‌​ ‌‌‌​​‍‌‌ ‌‍‍ ‌‍‌‌‌ ‍‌​‍‌‌​ ​ ‌​‌​​‍‌‌​ ​ ‌​‌​​‍‌‌​ ​‍​ ​‍‌‍​ ​ ​ ​ ‌​​ ​​‌‍​ ​ ‌‍‌‍‌​​ ‌​‌‍‌‍‌‍‌‌‌‍‌‌‌‍‌​​‍‌‌​ ​‍​ ​‍​‍‌‌​ ‌‌‌​‌​​‍ ‍‌‍ ​‌‍‍‌‌‍ ‍‌‍‍ ‌ ​ ​‍‌‌​ ‌‌‌​​‍‌‌ ‌‍‍ ‌‍‌‌‌ ‍‌​‍‌‌​ ​ ‌​‌​​‍‌‌​ ​ ‌​‌​​‍‌‌​ ​‍​ ​‍‌‍‌‍​ ‍‌​ ​ ‌‍​‌​ ‌​​ ​‌‌‍​‌​ ​​‌‍‌‌​ ‌‍‌‍‌​​ ‌ ​‍‌‌​ ​‍​ ​‍​‍‌‌​ ‌‌‌​‌​​‍ ‍‌‍ ‍‌‍​‌‌‍ ‌‌‍‌‌​‍‌‍‌ ​​‌‍‌‌‌ ​‍‌ ​ ‌ ​​‌‍‌‌‌‍​ ‌ ‌​‌‍‍‌‌ ‌‍‌‍‌‌​ ‌‌ ​​‌ ‌‌‌‍​‍‌‍ ​‌‍‍‌‌ ​ ‌‍‍​‌‍‌‌‌‍‌​​‍​‍‌ ‌
Partner with Us​​​​‌ ‍ ​‍​‍‌‍ ‌ ​‍‌‍‍‌‌‍‌ ‌‍‍‌‌‍ ‍​‍​‍​ ‍‍​‍​‍‌ ​ ‌‍​‌‌‍ ‍‌‍‍‌‌ ‌​‌ ‍‌​‍ ‍‌‍‍‌‌‍ ​‍​‍​‍ ​​‍​‍‌‍‍​‌ ​‍‌‍‌‌‌‍‌‍​‍​‍​ ‍‍​‍​‍‌‍‍​‌ ‌​‌ ‌​‌ ​​‌ ​ ​ ‍‍​‍ ​‍ ‌‍​ ‌‍‍​‌‍‌‌‌‍ ​‌ ​ ‌‍‌‌‌‍​‌‌ ​​‌‍‍‌‌‍‌‌‌ ​‍‌ ​ ​‍ ‍‌ ​ ‌‍​‌‌‍ ‍‌‍‍‌‌ ‌​‌ ‍‌​‍ ‍‌ ​ ‌ ‌​‌ ‌‌‌‍‌​‌‍‍‌‌‍ ​‍ ‌‍‍‌‌‍ ‍‌ ‌​‌‍‌‌‌‍ ‍‌ ‌​​‍ ‌‍‌‌‌‍‌​‌‍‍‌‌ ‌​​‍ ‌‍ ‌‌‍ ‌‍‌​‌‍‌‌​ ‌‌ ​​‌ ​‍‌‍‌‌‌ ​ ‌‍‌‌‌‍ ‍‌ ‌​‌‍​‌‌ ‌​‌‍‍‌‌‍ ‌‍ ‍​ ‍ ‌‍‍‌‌‍‌​​ ‌‌‍‌‍‌‍ ‌‍ ‌ ‌​‌‍‌‌‌ ​‍​ ‍ ‌ ‌​‌ ‍‌‌ ​​‌‍‌‌​ ‌‌‍‌‍‌‍ ‌‍ ‌ ‌​‌‍‌‌‌ ​‍​ ‍ ‌ ​​‌‍​‌‌ ‌​‌‍‍​​ ‌‌‍​ ‌‍ ‌‍ ​‌ ‌‌‌‍ ‌‌‍ ‍‌ ​ ​‍‌‌​ ‌‌‌​​‍‌‌ ‌‍‍ ‌‍‌‌‌ ‍‌​‍‌‌​ ​ ‌​‌​​‍‌‌​ ​ ‌​‌​​‍‌‌​ ​‍​ ​‍‌‍​ ​ ​ ​ ‌​​ ​​‌‍​ ​ ‌‍‌‍‌​​ ‌​‌‍‌‍‌‍‌‌‌‍‌‌‌‍‌​​‍‌‌​ ​‍​ ​‍​‍‌‌​ ‌‌‌​‌​​‍ ‍‌‍ ​‌‍‍‌‌‍ ‍‌‍‍ ‌ ​ ​‍‌‌​ ‌‌‌​​‍‌‌ ‌‍‍ ‌‍‌‌‌ ‍‌​‍‌‌​ ​ ‌​‌​​‍‌‌​ ​ ‌​‌​​‍‌‌​ ​‍​ ​‍‌‍‌‌‌‍‌‌​ ​‌‌‍​ ‌‍​ ​ ​​‌‍‌​‌‍‌‌‌‍​‍‌‍​‌​ ‍​‌‍‌‌‌‍​‍‌‍​‍‌‍‌‍​ ‍​‌‍‌‍‌‍‌​​ ​‌‌‍‌‌​ ​​​ ​ ​ ​​​ ‌‌​ ‍‌​ ​ ​ ‍‌​ ‌ ‌‍​‌​ ‍‌‌‍‌​​ ​​​‍‌‌​ ​‍​ ​‍​‍‌‌​ ‌‌‌​‌​​‍ ‍‌‍ ‍‌‍​‌‌‍ ‌‌‍‌‌​ ‌‍​‍‌‍​‌‌ ​ ‌‍‌‌‌‌‌‌‌ ​‍‌‍ ​​ ‌‌‍‍​‌ ‌​‌ ‌​‌ ​​‌ ​ ​‍‌‌​ ​ ‌​​‌​‍‌‌​ ​‍‌​‌‍​‍‌‌​ ​‍‌​‌‍‌‍​ ‌‍‍​‌‍‌‌‌‍ ​‌ ​ ‌‍‌‌‌‍​‌‌ ​​‌‍‍‌‌‍‌‌‌ ​‍‌ ​ ​‍ ‍‌ ​ ‌‍​‌‌‍ ‍‌‍‍‌‌ ‌​‌ ‍‌​‍ ‍‌ ​ ‌ ‌​‌ ‌‌‌‍‌​‌‍‍‌‌‍ ​‍‌‍‌‍‍‌‌‍‌​​ ‌‌‍‌‍‌‍ ‌‍ ‌ ‌​‌‍‌‌‌ ​‍​‍‌‍‌ ‌​‌ ‍‌‌ ​​‌‍‌‌​ ‌‌‍‌‍‌‍ ‌‍ ‌ ‌​‌‍‌‌‌ ​‍​‍‌‍‌ ​​‌‍​‌‌ ‌​‌‍‍​​ ‌‌‍​ ‌‍ ‌‍ ​‌ ‌‌‌‍ ‌‌‍ ‍‌ ​ ​‍‌‌​ ‌‌‌​​‍‌‌ ‌‍‍ ‌‍‌‌‌ ‍‌​‍‌‌​ ​ ‌​‌​​‍‌‌​ ​ ‌​‌​​‍‌‌​ ​‍​ ​‍‌‍​ ​ ​ ​ ‌​​ ​​‌‍​ ​ ‌‍‌‍‌​​ ‌​‌‍‌‍‌‍‌‌‌‍‌‌‌‍‌​​‍‌‌​ ​‍​ ​‍​‍‌‌​ ‌‌‌​‌​​‍ ‍‌‍ ​‌‍‍‌‌‍ ‍‌‍‍ ‌ ​ ​‍‌‌​ ‌‌‌​​‍‌‌ ‌‍‍ ‌‍‌‌‌ ‍‌​‍‌‌​ ​ ‌​‌​​‍‌‌​ ​ ‌​‌​​‍‌‌​ ​‍​ ​‍‌‍‌‌‌‍‌‌​ ​‌‌‍​ ‌‍​ ​ ​​‌‍‌​‌‍‌‌‌‍​‍‌‍​‌​ ‍​‌‍‌‌‌‍​‍‌‍​‍‌‍‌‍​ ‍​‌‍‌‍‌‍‌​​ ​‌‌‍‌‌​ ​​​ ​ ​ ​​​ ‌‌​ ‍‌​ ​ ​ ‍‌​ ‌ ‌‍​‌​ ‍‌‌‍‌​​ ​​​‍‌‌​ ​‍​ ​‍​‍‌‌​ ‌‌‌​‌​​‍ ‍‌‍ ‍‌‍​‌‌‍ ‌‌‍‌‌​‍‌‍‌ ​​‌‍‌‌‌ ​‍‌ ​ ‌ ​​‌‍‌‌‌‍​ ‌ ‌​‌‍‍‌‌ ‌‍‌‍‌‌​ ‌‌ ​​‌ ‌‌‌‍​‍‌‍ ​‌‍‍‌‌ ​ ‌‍‍​‌‍‌‌‌‍‌​​‍​‍‌ ‌
Careers at Chelsea Piers​​​​‌ ‍ ​‍​‍‌‍ ‌ ​‍‌‍‍‌‌‍‌ ‌‍‍‌‌‍ ‍​‍​‍​ ‍‍​‍​‍‌ ​ ‌‍​‌‌‍ ‍‌‍‍‌‌ ‌​‌ ‍‌​‍ ‍‌‍‍‌‌‍ ​‍​‍​‍ ​​‍​‍‌‍‍​‌ ​‍‌‍‌‌‌‍‌‍​‍​‍​ ‍‍​‍​‍‌‍‍​‌ ‌​‌ ‌​‌ ​​‌ ​ ​ ‍‍​‍ ​‍ ‌‍​ ‌‍‍​‌‍‌‌‌‍ ​‌ ​ ‌‍‌‌‌‍​‌‌ ​​‌‍‍‌‌‍‌‌‌ ​‍‌ ​ ​‍ ‍‌ ​ ‌‍​‌‌‍ ‍‌‍‍‌‌ ‌​‌ ‍‌​‍ ‍‌ ​ ‌ ‌​‌ ‌‌‌‍‌​‌‍‍‌‌‍ ​‍ ‌‍‍‌‌‍ ‍‌ ‌​‌‍‌‌‌‍ ‍‌ ‌​​‍ ‌‍‌‌‌‍‌​‌‍‍‌‌ ‌​​‍ ‌‍ ‌‌‍ ‌‍‌​‌‍‌‌​ ‌‌ ​​‌ ​‍‌‍‌‌‌ ​ ‌‍‌‌‌‍ ‍‌ ‌​‌‍​‌‌ ‌​‌‍‍‌‌‍ ‌‍ ‍​ ‍ ‌‍‍‌‌‍‌​​ ‌‌‍‌‍‌‍ ‌‍ ‌ ‌​‌‍‌‌‌ ​‍​ ‍ ‌ ‌​‌ ‍‌‌ ​​‌‍‌‌​ ‌‌‍‌‍‌‍ ‌‍ ‌ ‌​‌‍‌‌‌ ​‍​ ‍ ‌ ​​‌‍​‌‌ ‌​‌‍‍​​ ‌‌‍​ ‌‍ ‌‍ ​‌ ‌‌‌‍ ‌‌‍ ‍‌ ​ ​‍‌‌​ ‌‌‌​​‍‌‌ ‌‍‍ ‌‍‌‌‌ ‍‌​‍‌‌​ ​ ‌​‌​​‍‌‌​ ​ ‌​‌​​‍‌‌​ ​‍​ ​‍‌‍​ ​ ​ ​ ‌​​ ​​‌‍​ ​ ‌‍‌‍‌​​ ‌​‌‍‌‍‌‍‌‌‌‍‌‌‌‍‌​​‍‌‌​ ​‍​ ​‍​‍‌‌​ ‌‌‌​‌​​‍ ‍‌‍ ​‌‍‍‌‌‍ ‍‌‍‍ ‌ ​ ​‍‌‌​ ‌‌‌​​‍‌‌ ‌‍‍ ‌‍‌‌‌ ‍‌​‍‌‌​ ​ ‌​‌​​‍‌‌​ ​ ‌​‌​​‍‌‌​ ​‍​ ​‍​ ‌​​ ‍‌​ ​ ​ ‍​‌‍‌‌​ ​​​ ‍​​ ‌‍‌‍​‌​ ​ ‌‍​‍‌‍​ ​‍‌‌​ ​‍​ ​‍​‍‌‌​ ‌‌‌​‌​​‍ ‍‌‍ ‍‌‍​‌‌‍ ‌‌‍‌‌​ ‌‍​‍‌‍​‌‌ ​ ‌‍‌‌‌‌‌‌‌ ​‍‌‍ ​​ ‌‌‍‍​‌ ‌​‌ ‌​‌ ​​‌ ​ ​‍‌‌​ ​ ‌​​‌​‍‌‌​ ​‍‌​‌‍​‍‌‌​ ​‍‌​‌‍‌‍​ ‌‍‍​‌‍‌‌‌‍ ​‌ ​ ‌‍‌‌‌‍​‌‌ ​​‌‍‍‌‌‍‌‌‌ ​‍‌ ​ ​‍ ‍‌ ​ ‌‍​‌‌‍ ‍‌‍‍‌‌ ‌​‌ ‍‌​‍ ‍‌ ​ ‌ ‌​‌ ‌‌‌‍‌​‌‍‍‌‌‍ ​‍‌‍‌‍‍‌‌‍‌​​ ‌‌‍‌‍‌‍ ‌‍ ‌ ‌​‌‍‌‌‌ ​‍​‍‌‍‌ ‌​‌ ‍‌‌ ​​‌‍‌‌​ ‌‌‍‌‍‌‍ ‌‍ ‌ ‌​‌‍‌‌‌ ​‍​‍‌‍‌ ​​‌‍​‌‌ ‌​‌‍‍​​ ‌‌‍​ ‌‍ ‌‍ ​‌ ‌‌‌‍ ‌‌‍ ‍‌ ​ ​‍‌‌​ ‌‌‌​​‍‌‌ ‌‍‍ ‌‍‌‌‌ ‍‌​‍‌‌​ ​ ‌​‌​​‍‌‌​ ​ ‌​‌​​‍‌‌​ ​‍​ ​‍‌‍​ ​ ​ ​ ‌​​ ​​‌‍​ ​ ‌‍‌‍‌​​ ‌​‌‍‌‍‌‍‌‌‌‍‌‌‌‍‌​​‍‌‌​ ​‍​ ​‍​‍‌‌​ ‌‌‌​‌​​‍ ‍‌‍ ​‌‍‍‌‌‍ ‍‌‍‍ ‌ ​ ​‍‌‌​ ‌‌‌​​‍‌‌ ‌‍‍ ‌‍‌‌‌ ‍‌​‍‌‌​ ​ ‌​‌​​‍‌‌​ ​ ‌​‌​​‍‌‌​ ​‍​ ​‍​ ‌​​ ‍‌​ ​ ​ ‍​‌‍‌‌​ ​​​ ‍​​ ‌‍‌‍​‌​ ​ ‌‍​‍‌‍​ ​‍‌‌​ ​‍​ ​‍​‍‌‌​ ‌‌‌​‌​​‍ ‍‌‍ ‍‌‍​‌‌‍ ‌‌‍‌‌​‍‌‍‌ ​​‌‍‌‌‌ ​‍‌ ​ ‌ ​​‌‍‌‌‌‍​ ‌ ‌​‌‍‍‌‌ ‌‍‌‍‌‌​ ‌‌ ​​‌ ‌‌‌‍​‍‌‍ ​‌‍‍‌‌ ​ ‌‍‍​‌‍‌‌‌‍‌​​‍​‍‌ ‌
Chelsea Piers Foundation​​​​‌ ‍ ​‍​‍‌‍ ‌ ​‍‌‍‍‌‌‍‌ ‌‍‍‌‌‍ ‍​‍​‍​ ‍‍​‍​‍‌ ​ ‌‍​‌‌‍ ‍‌‍‍‌‌ ‌​‌ ‍‌​‍ ‍‌‍‍‌‌‍ ​‍​‍​‍ ​​‍​‍‌‍‍​‌ ​‍‌‍‌‌‌‍‌‍​‍​‍​ ‍‍​‍​‍‌‍‍​‌ ‌​‌ ‌​‌ ​​‌ ​ ​ ‍‍​‍ ​‍ ‌‍​ ‌‍‍​‌‍‌‌‌‍ ​‌ ​ ‌‍‌‌‌‍​‌‌ ​​‌‍‍‌‌‍‌‌‌ ​‍‌ ​ ​‍ ‍‌ ​ ‌‍​‌‌‍ ‍‌‍‍‌‌ ‌​‌ ‍‌​‍ ‍‌ ​ ‌ ‌​‌ ‌‌‌‍‌​‌‍‍‌‌‍ ​‍ ‌‍‍‌‌‍ ‍‌ ‌​‌‍‌‌‌‍ ‍‌ ‌​​‍ ‌‍‌‌‌‍‌​‌‍‍‌‌ ‌​​‍ ‌‍ ‌‌‍ ‌‍‌​‌‍‌‌​ ‌‌ ​​‌ ​‍‌‍‌‌‌ ​ ‌‍‌‌‌‍ ‍‌ ‌​‌‍​‌‌ ‌​‌‍‍‌‌‍ ‌‍ ‍​ ‍ ‌‍‍‌‌‍‌​​ ‌‌‍‌‍‌‍ ‌‍ ‌ ‌​‌‍‌‌‌ ​‍​ ‍ ‌ ‌​‌ ‍‌‌ ​​‌‍‌‌​ ‌‌‍‌‍‌‍ ‌‍ ‌ ‌​‌‍‌‌‌ ​‍​ ‍ ‌ ​​‌‍​‌‌ ‌​‌‍‍​​ ‌‌‍​ ‌‍ ‌‍ ​‌ ‌‌‌‍ ‌‌‍ ‍‌ ​ ​‍‌‌​ ‌‌‌​​‍‌‌ ‌‍‍ ‌‍‌‌‌ ‍‌​‍‌‌​ ​ ‌​‌​​‍‌‌​ ​ ‌​‌​​‍‌‌​ ​‍​ ​‍‌‍​ ​ ​ ​ ‌​​ ​​‌‍​ ​ ‌‍‌‍‌​​ ‌​‌‍‌‍‌‍‌‌‌‍‌‌‌‍‌​​‍‌‌​ ​‍​ ​‍​‍‌‌​ ‌‌‌​‌​​‍ ‍‌‍ ​‌‍‍‌‌‍ ‍‌‍‍ ‌ ​ ​‍‌‌​ ‌‌‌​​‍‌‌ ‌‍‍ ‌‍‌‌‌ ‍‌​‍‌‌​ ​ ‌​‌​​‍‌‌​ ​ ‌​‌​​‍‌‌​ ​‍​ ​‍​ ‌ ​ ‌ ​ ‌​​ ‌ ‌‍‌‍​ ‌ ‌‍‌​​ ‍‌​ ​ ​ ‌ ​ ‌ ‌‍‌‌​‍‌‌​ ​‍​ ​‍​‍‌‌​ ‌‌‌​‌​​‍ ‍‌‍ ‍‌‍​‌‌‍ ‌‌‍‌‌​ ‌‍​‍‌‍​‌‌ ​ ‌‍‌‌‌‌‌‌‌ ​‍‌‍ ​​ ‌‌‍‍​‌ ‌​‌ ‌​‌ ​​‌ ​ ​‍‌‌​ ​ ‌​​‌​‍‌‌​ ​‍‌​‌‍​‍‌‌​ ​‍‌​‌‍‌‍​ ‌‍‍​‌‍‌‌‌‍ ​‌ ​ ‌‍‌‌‌‍​‌‌ ​​‌‍‍‌‌‍‌‌‌ ​‍‌ ​ ​‍ ‍‌ ​ ‌‍​‌‌‍ ‍‌‍‍‌‌ ‌​‌ ‍‌​‍ ‍‌ ​ ‌ ‌​‌ ‌‌‌‍‌​‌‍‍‌‌‍ ​‍‌‍‌‍‍‌‌‍‌​​ ‌‌‍‌‍‌‍ ‌‍ ‌ ‌​‌‍‌‌‌ ​‍​‍‌‍‌ ‌​‌ ‍‌‌ ​​‌‍‌‌​ ‌‌‍‌‍‌‍ ‌‍ ‌ ‌​‌‍‌‌‌ ​‍​‍‌‍‌ ​​‌‍​‌‌ ‌​‌‍‍​​ ‌‌‍​ ‌‍ ‌‍ ​‌ ‌‌‌‍ ‌‌‍ ‍‌ ​ ​‍‌‌​ ‌‌‌​​‍‌‌ ‌‍‍ ‌‍‌‌‌ ‍‌​‍‌‌​ ​ ‌​‌​​‍‌‌​ ​ ‌​‌​​‍‌‌​ ​‍​ ​‍‌‍​ ​ ​ ​ ‌​​ ​​‌‍​ ​ ‌‍‌‍‌​​ ‌​‌‍‌‍‌‍‌‌‌‍‌‌‌‍‌​​‍‌‌​ ​‍​ ​‍​‍‌‌​ ‌‌‌​‌​​‍ ‍‌‍ ​‌‍‍‌‌‍ ‍‌‍‍ ‌ ​ ​‍‌‌​ ‌‌‌​​‍‌‌ ‌‍‍ ‌‍‌‌‌ ‍‌​‍‌‌​ ​ ‌​‌​​‍‌‌​ ​ ‌​‌​​‍‌‌​ ​‍​ ​‍​ ‌ ​ ‌ ​ ‌​​ ‌ ‌‍‌‍​ ‌ ‌‍‌​​ ‍‌​ ​ ​ ‌ ​ ‌ ‌‍‌‌​‍‌‌​ ​‍​ ​‍​‍‌‌​ ‌‌‌​‌​​‍ ‍‌‍ ‍‌‍​‌‌‍ ‌‌‍‌‌​‍‌‍‌ ​​‌‍‌‌‌ ​‍‌ ​ ‌ ​​‌‍‌‌‌‍​ ‌ ‌​‌‍‍‌‌ ‌‍‌‍‌‌​ ‌‌ ​​‌ ‌‌‌‍​‍‌‍ ​‌‍‍‌‌ ​ ‌‍‍​‌‍‌‌‌‍‌​​‍​‍‌ ‌
Gift Cards​​​​‌ ‍ ​‍​‍‌‍ ‌ ​‍‌‍‍‌‌‍‌ ‌‍‍‌‌‍ ‍​‍​‍​ ‍‍​‍​‍‌ ​ ‌‍​‌‌‍ ‍‌‍‍‌‌ ‌​‌ ‍‌​‍ ‍‌‍‍‌‌‍ ​‍​‍​‍ ​​‍​‍‌‍‍​‌ ​‍‌‍‌‌‌‍‌‍​‍​‍​ ‍‍​‍​‍‌‍‍​‌ ‌​‌ ‌​‌ ​​‌ ​ ​ ‍‍​‍ ​‍ ‌‍​ ‌‍‍​‌‍‌‌‌‍ ​‌ ​ ‌‍‌‌‌‍​‌‌ ​​‌‍‍‌‌‍‌‌‌ ​‍‌ ​ ​‍ ‍‌ ​ ‌‍​‌‌‍ ‍‌‍‍‌‌ ‌​‌ ‍‌​‍ ‍‌ ​ ‌ ‌​‌ ‌‌‌‍‌​‌‍‍‌‌‍ ​‍ ‌‍‍‌‌‍ ‍‌ ‌​‌‍‌‌‌‍ ‍‌ ‌​​‍ ‌‍‌‌‌‍‌​‌‍‍‌‌ ‌​​‍ ‌‍ ‌‌‍ ‌‍‌​‌‍‌‌​ ‌‌ ​​‌ ​‍‌‍‌‌‌ ​ ‌‍‌‌‌‍ ‍‌ ‌​‌‍​‌‌ ‌​‌‍‍‌‌‍ ‌‍ ‍​ ‍ ‌‍‍‌‌‍‌​​ ‌‌‍‌‍‌‍ ‌‍ ‌ ‌​‌‍‌‌‌ ​‍​ ‍ ‌ ‌​‌ ‍‌‌ ​​‌‍‌‌​ ‌‌‍‌‍‌‍ ‌‍ ‌ ‌​‌‍‌‌‌ ​‍​ ‍ ‌ ​​‌‍​‌‌ ‌​‌‍‍​​ ‌‌‍​ ‌‍ ‌‍ ​‌ ‌‌‌‍ ‌‌‍ ‍‌ ​ ​‍‌‌​ ‌‌‌​​‍‌‌ ‌‍‍ ‌‍‌‌‌ ‍‌​‍‌‌​ ​ ‌​‌​​‍‌‌​ ​ ‌​‌​​‍‌‌​ ​‍​ ​‍‌‍​ ​ ​ ​ ‌​​ ​​‌‍​ ​ ‌‍‌‍‌​​ ‌​‌‍‌‍‌‍‌‌‌‍‌‌‌‍‌​​‍‌‌​ ​‍​ ​‍​‍‌‌​ ‌‌‌​‌​​‍ ‍‌‍ ​‌‍‍‌‌‍ ‍‌‍‍ ‌ ​ ​‍‌‌​ ‌‌‌​​‍‌‌ ‌‍‍ ‌‍‌‌‌ ‍‌​‍‌‌​ ​ ‌​‌​​‍‌‌​ ​ ‌​‌​​‍‌‌​ ​‍​ ​‍‌‍‌​​ ‍​‌‍​ ‌‍​‌​ ‌​​ ‍‌​ ​‌‌‍‌‍​ ‍​​ ​ ​ ​ ​ ​​​‍‌‌​ ​‍​ ​‍​‍‌‌​ ‌‌‌​‌​​‍ ‍‌‍ ‍‌‍​‌‌‍ ‌‌‍‌‌​ ‌‍​‍‌‍​‌‌ ​ ‌‍‌‌‌‌‌‌‌ ​‍‌‍ ​​ ‌‌‍‍​‌ ‌​‌ ‌​‌ ​​‌ ​ ​‍‌‌​ ​ ‌​​‌​‍‌‌​ ​‍‌​‌‍​‍‌‌​ ​‍‌​‌‍‌‍​ ‌‍‍​‌‍‌‌‌‍ ​‌ ​ ‌‍‌‌‌‍​‌‌ ​​‌‍‍‌‌‍‌‌‌ ​‍‌ ​ ​‍ ‍‌ ​ ‌‍​‌‌‍ ‍‌‍‍‌‌ ‌​‌ ‍‌​‍ ‍‌ ​ ‌ ‌​‌ ‌‌‌‍‌​‌‍‍‌‌‍ ​‍‌‍‌‍‍‌‌‍‌​​ ‌‌‍‌‍‌‍ ‌‍ ‌ ‌​‌‍‌‌‌ ​‍​‍‌‍‌ ‌​‌ ‍‌‌ ​​‌‍‌‌​ ‌‌‍‌‍‌‍ ‌‍ ‌ ‌​‌‍‌‌‌ ​‍​‍‌‍‌ ​​‌‍​‌‌ ‌​‌‍‍​​ ‌‌‍​ ‌‍ ‌‍ ​‌ ‌‌‌‍ ‌‌‍ ‍‌ ​ ​‍‌‌​ ‌‌‌​​‍‌‌ ‌‍‍ ‌‍‌‌‌ ‍‌​‍‌‌​ ​ ‌​‌​​‍‌‌​ ​ ‌​‌​​‍‌‌​ ​‍​ ​‍‌‍​ ​ ​ ​ ‌​​ ​​‌‍​ ​ ‌‍‌‍‌​​ ‌​‌‍‌‍‌‍‌‌‌‍‌‌‌‍‌​​‍‌‌​ ​‍​ ​‍​‍‌‌​ ‌‌‌​‌​​‍ ‍‌‍ ​‌‍‍‌‌‍ ‍‌‍‍ ‌ ​ ​‍‌‌​ ‌‌‌​​‍‌‌ ‌‍‍ ‌‍‌‌‌ ‍‌​‍‌‌​ ​ ‌​‌​​‍‌‌​ ​ ‌​‌​​‍‌‌​ ​‍​ ​‍‌‍‌​​ ‍​‌‍​ ‌‍​‌​ ‌​​ ‍‌​ ​‌‌‍‌‍​ ‍​​ ​ ​ ​ ​ ​​​‍‌‌​ ​‍​ ​‍​‍‌‌​ ‌‌‌​‌​​‍ ‍‌‍ ‍‌‍​‌‌‍ ‌‌‍‌‌​‍‌‍‌ ​​‌‍‌‌‌ ​‍‌ ​ ‌ ​​‌‍‌‌‌‍​ ‌ ‌​‌‍‍‌‌ ‌‍‌‍‌‌​ ‌‌ ​​‌ ‌‌‌‍​‍‌‍ ​‌‍‍‌‌ ​ ‌‍‍​‌‍‌‌‌‍‌​​‍​‍‌ ‌
More​​​​‌ ‍ ​‍​‍‌‍ ‌ ​‍‌‍‍‌‌‍‌ ‌‍‍‌‌‍ ‍​‍​‍​ ‍‍​‍​‍‌ ​ ‌‍​‌‌‍ ‍‌‍‍‌‌ ‌​‌ ‍‌​‍ ‍‌‍‍‌‌‍ ​‍​‍​‍ ​​‍​‍‌‍‍​‌ ​‍‌‍‌‌‌‍‌‍​‍​‍​ ‍‍​‍​‍‌‍‍​‌ ‌​‌ ‌​‌ ​​‌ ​ ​ ‍‍​‍ ​‍ ‌‍​ ‌‍‍​‌‍‌‌‌‍ ​‌ ​ ‌‍‌‌‌‍​‌‌ ​​‌‍‍‌‌‍‌‌‌ ​‍‌ ​ ​‍ ‍‌ ​ ‌‍​‌‌‍ ‍‌‍‍‌‌ ‌​‌ ‍‌​‍ ‍‌ ​ ‌ ‌​‌ ‌‌‌‍‌​‌‍‍‌‌‍ ​‍ ‌‍‍‌‌‍ ‍‌ ‌​‌‍‌‌‌‍ ‍‌ ‌​​‍ ‌‍‌‌‌‍‌​‌‍‍‌‌ ‌​​‍ ‌‍ ‌‌‍ ‌‍‌​‌‍‌‌​ ‌‌ ​​‌ ​‍‌‍‌‌‌ ​ ‌‍‌‌‌‍ ‍‌ ‌​‌‍​‌‌ ‌​‌‍‍‌‌‍ ‌‍ ‍​ ‍ ‌‍‍‌‌‍‌​​ ‌‌‍‌‍‌‍ ‌‍ ‌ ‌​‌‍‌‌‌ ​‍​ ‍ ‌ ‌​‌ ‍‌‌ ​​‌‍‌‌​ ‌‌‍‌‍‌‍ ‌‍ ‌ ‌​‌‍‌‌‌ ​‍​ ‍ ‌ ​​‌‍​‌‌ ‌​‌‍‍​​ ‌‌‍​ ‌‍ ‌‍ ​‌ ‌‌‌‍ ‌‌‍ ‍‌ ​ ​‍‌‌​ ‌‌‌​​‍‌‌ ‌‍‍ ‌‍‌‌‌ ‍‌​‍‌‌​ ​ ‌​‌​​‍‌‌​ ​ ‌​‌​​‍‌‌​ ​‍​ ​‍​ ‌‌​ ​ ​ ‌‌​ ‍‌‌‍​ ​ ​‍‌‍‌​​ ‍​‌‍​‌​ ‍​​ ​ ​ ​ ​‍‌‌​ ​‍​ ​‍​‍‌‌​ ‌‌‌​‌​​‍ ‍‌ ‌​‌‍‍‌‌ ‌​‌‍ ​‌‍‌‌​ ‌‍​‍‌‍​‌‌ ​ ‌‍‌‌‌‌‌‌‌ ​‍‌‍ ​​ ‌‌‍‍​‌ ‌​‌ ‌​‌ ​​‌ ​ ​‍‌‌​ ​ ‌​​‌​‍‌‌​ ​‍‌​‌‍​‍‌‌​ ​‍‌​‌‍‌‍​ ‌‍‍​‌‍‌‌‌‍ ​‌ ​ ‌‍‌‌‌‍​‌‌ ​​‌‍‍‌‌‍‌‌‌ ​‍‌ ​ ​‍ ‍‌ ​ ‌‍​‌‌‍ ‍‌‍‍‌‌ ‌​‌ ‍‌​‍ ‍‌ ​ ‌ ‌​‌ ‌‌‌‍‌​‌‍‍‌‌‍ ​‍‌‍‌‍‍‌‌‍‌​​ ‌‌‍‌‍‌‍ ‌‍ ‌ ‌​‌‍‌‌‌ ​‍​‍‌‍‌ ‌​‌ ‍‌‌ ​​‌‍‌‌​ ‌‌‍‌‍‌‍ ‌‍ ‌ ‌​‌‍‌‌‌ ​‍​‍‌‍‌ ​​‌‍​‌‌ ‌​‌‍‍​​ ‌‌‍​ ‌‍ ‌‍ ​‌ ‌‌‌‍ ‌‌‍ ‍‌ ​ ​‍‌‌​ ‌‌‌​​‍‌‌ ‌‍‍ ‌‍‌‌‌ ‍‌​‍‌‌​ ​ ‌​‌​​‍‌‌​ ​ ‌​‌​​‍‌‌​ ​‍​ ​‍​ ‌‌​ ​ ​ ‌‌​ ‍‌‌‍​ ​ ​‍‌‍‌​​ ‍​‌‍​‌​ ‍​​ ​ ​ ​ ​‍‌‌​ ​‍​ ​‍​‍‌‌​ ‌‌‌​‌​​‍ ‍‌ ‌​‌‍‍‌‌ ‌​‌‍ ​‌‍‌‌​‍‌‍‌ ​​‌‍‌‌‌ ​‍‌ ​ ‌ ​​‌‍‌‌‌‍​ ‌ ‌​‌‍‍‌‌ ‌‍‌‍‌‌​ ‌‌ ​​‌ ‌‌‌‍​‍‌‍ ​‌‍‍‌‌ ​ ‌‍‍​‌‍‌‌‌‍‌​​‍​‍‌ ‌
Summer Camps​​​​‌ ‍ ​‍​‍‌‍ ‌ ​‍‌‍‍‌‌‍‌ ‌‍‍‌‌‍ ‍​‍​‍​ ‍‍​‍​‍‌ ​ ‌‍​‌‌‍ ‍‌‍‍‌‌ ‌​‌ ‍‌​‍ ‍‌‍‍‌‌‍ ​‍​‍​‍ ​​‍​‍‌‍‍​‌ ​‍‌‍‌‌‌‍‌‍​‍​‍​ ‍‍​‍​‍‌‍‍​‌ ‌​‌ ‌​‌ ​​‌ ​ ​ ‍‍​‍ ​‍ ‌‍​ ‌‍‍​‌‍‌‌‌‍ ​‌ ​ ‌‍‌‌‌‍​‌‌ ​​‌‍‍‌‌‍‌‌‌ ​‍‌ ​ ​‍ ‍‌ ​ ‌‍​‌‌‍ ‍‌‍‍‌‌ ‌​‌ ‍‌​‍ ‍‌ ​ ‌ ‌​‌ ‌‌‌‍‌​‌‍‍‌‌‍ ​‍ ‌‍‍‌‌‍ ‍‌ ‌​‌‍‌‌‌‍ ‍‌ ‌​​‍ ‌‍‌‌‌‍‌​‌‍‍‌‌ ‌​​‍ ‌‍ ‌‌‍ ‌‍‌​‌‍‌‌​ ‌‌ ​​‌ ​‍‌‍‌‌‌ ​ ‌‍‌‌‌‍ ‍‌ ‌​‌‍​‌‌ ‌​‌‍‍‌‌‍ ‌‍ ‍​ ‍ ‌‍‍‌‌‍‌​​ ‌‌‍‌‍‌‍ ‌‍ ‌ ‌​‌‍‌‌‌ ​‍​ ‍ ‌ ‌​‌ ‍‌‌ ​​‌‍‌‌​ ‌‌‍‌‍‌‍ ‌‍ ‌ ‌​‌‍‌‌‌ ​‍​ ‍ ‌ ​​‌‍​‌‌ ‌​‌‍‍​​ ‌‌‍​ ‌‍ ‌‍ ​‌ ‌‌‌‍ ‌‌‍ ‍‌ ​ ​‍‌‌​ ‌‌‌​​‍‌‌ ‌‍‍ ‌‍‌‌‌ ‍‌​‍‌‌​ ​ ‌​‌​​‍‌‌​ ​ ‌​‌​​‍‌‌​ ​‍​ ​‍​ ‌‌​ ​ ​ ‌‌​ ‍‌‌‍​ ​ ​‍‌‍‌​​ ‍​‌‍​‌​ ‍​​ ​ ​ ​ ​‍‌‌​ ​‍​ ​‍​‍‌‌​ ‌‌‌​‌​​‍ ‍‌‍ ​‌‍‍‌‌‍ ‍‌‍‍ ‌ ​ ​‍‌‌​ ‌‌‌​​‍‌‌ ‌‍‍ ‌‍‌‌‌ ‍‌​‍‌‌​ ​ ‌​‌​​‍‌‌​ ​ ‌​‌​​‍‌‌​ ​‍​ ​‍‌‍​ ​ ‌​‌‍​ ‌‍​‌‌‍​ ​ ​​‌‍​‌​ ‌​​ ‌ ​ ‍‌​ ‌‍‌‍‌​​‍‌‌​ ​‍​ ​‍​‍‌‌​ ‌‌‌​‌​​‍ ‍‌‍ ‍‌‍​‌‌‍ ‌‌‍‌‌​ ‌‍​‍‌‍​‌‌ ​ ‌‍‌‌‌‌‌‌‌ ​‍‌‍ ​​ ‌‌‍‍​‌ ‌​‌ ‌​‌ ​​‌ ​ ​‍‌‌​ ​ ‌​​‌​‍‌‌​ ​‍‌​‌‍​‍‌‌​ ​‍‌​‌‍‌‍​ ‌‍‍​‌‍‌‌‌‍ ​‌ ​ ‌‍‌‌‌‍​‌‌ ​​‌‍‍‌‌‍‌‌‌ ​‍‌ ​ ​‍ ‍‌ ​ ‌‍​‌‌‍ ‍‌‍‍‌‌ ‌​‌ ‍‌​‍ ‍‌ ​ ‌ ‌​‌ ‌‌‌‍‌​‌‍‍‌‌‍ ​‍‌‍‌‍‍‌‌‍‌​​ ‌‌‍‌‍‌‍ ‌‍ ‌ ‌​‌‍‌‌‌ ​‍​‍‌‍‌ ‌​‌ ‍‌‌ ​​‌‍‌‌​ ‌‌‍‌‍‌‍ ‌‍ ‌ ‌​‌‍‌‌‌ ​‍​‍‌‍‌ ​​‌‍​‌‌ ‌​‌‍‍​​ ‌‌‍​ ‌‍ ‌‍ ​‌ ‌‌‌‍ ‌‌‍ ‍‌ ​ ​‍‌‌​ ‌‌‌​​‍‌‌ ‌‍‍ ‌‍‌‌‌ ‍‌​‍‌‌​ ​ ‌​‌​​‍‌‌​ ​ ‌​‌​​‍‌‌​ ​‍​ ​‍​ ‌‌​ ​ ​ ‌‌​ ‍‌‌‍​ ​ ​‍‌‍‌​​ ‍​‌‍​‌​ ‍​​ ​ ​ ​ ​‍‌‌​ ​‍​ ​‍​‍‌‌​ ‌‌‌​‌​​‍ ‍‌‍ ​‌‍‍‌‌‍ ‍‌‍‍ ‌ ​ ​‍‌‌​ ‌‌‌​​‍‌‌ ‌‍‍ ‌‍‌‌‌ ‍‌​‍‌‌​ ​ ‌​‌​​‍‌‌​ ​ ‌​‌​​‍‌‌​ ​‍​ ​‍‌‍​ ​ ‌​‌‍​ ‌‍​‌‌‍​ ​ ​​‌‍​‌​ ‌​​ ‌ ​ ‍‌​ ‌‍‌‍‌​​‍‌‌​ ​‍​ ​‍​‍‌‌​ ‌‌‌​‌​​‍ ‍‌‍ ‍‌‍​‌‌‍ ‌‌‍‌‌​‍‌‍‌ ​​‌‍‌‌‌ ​‍‌ ​ ‌ ​​‌‍‌‌‌‍​ ‌ ‌​‌‍‍‌‌ ‌‍‌‍‌‌​ ‌‌ ​​‌ ‌‌‌‍​‍‌‍ ​‌‍‍‌‌ ​ ‌‍‍​‌‍‌‌‌‍‌​​‍​‍‌ ‌
Daycare + Preschool​​​​‌ ‍ ​‍​‍‌‍ ‌ ​‍‌‍‍‌‌‍‌ ‌‍‍‌‌‍ ‍​‍​‍​ ‍‍​‍​‍‌ ​ ‌‍​‌‌‍ ‍‌‍‍‌‌ ‌​‌ ‍‌​‍ ‍‌‍‍‌‌‍ ​‍​‍​‍ ​​‍​‍‌‍‍​‌ ​‍‌‍‌‌‌‍‌‍​‍​‍​ ‍‍​‍​‍‌‍‍​‌ ‌​‌ ‌​‌ ​​‌ ​ ​ ‍‍​‍ ​‍ ‌‍​ ‌‍‍​‌‍‌‌‌‍ ​‌ ​ ‌‍‌‌‌‍​‌‌ ​​‌‍‍‌‌‍‌‌‌ ​‍‌ ​ ​‍ ‍‌ ​ ‌‍​‌‌‍ ‍‌‍‍‌‌ ‌​‌ ‍‌​‍ ‍‌ ​ ‌ ‌​‌ ‌‌‌‍‌​‌‍‍‌‌‍ ​‍ ‌‍‍‌‌‍ ‍‌ ‌​‌‍‌‌‌‍ ‍‌ ‌​​‍ ‌‍‌‌‌‍‌​‌‍‍‌‌ ‌​​‍ ‌‍ ‌‌‍ ‌‍‌​‌‍‌‌​ ‌‌ ​​‌ ​‍‌‍‌‌‌ ​ ‌‍‌‌‌‍ ‍‌ ‌​‌‍​‌‌ ‌​‌‍‍‌‌‍ ‌‍ ‍​ ‍ ‌‍‍‌‌‍‌​​ ‌‌‍‌‍‌‍ ‌‍ ‌ ‌​‌‍‌‌‌ ​‍​ ‍ ‌ ‌​‌ ‍‌‌ ​​‌‍‌‌​ ‌‌‍‌‍‌‍ ‌‍ ‌ ‌​‌‍‌‌‌ ​‍​ ‍ ‌ ​​‌‍​‌‌ ‌​‌‍‍​​ ‌‌‍​ ‌‍ ‌‍ ​‌ ‌‌‌‍ ‌‌‍ ‍‌ ​ ​‍‌‌​ ‌‌‌​​‍‌‌ ‌‍‍ ‌‍‌‌‌ ‍‌​‍‌‌​ ​ ‌​‌​​‍‌‌​ ​ ‌​‌​​‍‌‌​ ​‍​ ​‍​ ‌‌​ ​ ​ ‌‌​ ‍‌‌‍​ ​ ​‍‌‍‌​​ ‍​‌‍​‌​ ‍​​ ​ ​ ​ ​‍‌‌​ ​‍​ ​‍​‍‌‌​ ‌‌‌​‌​​‍ ‍‌‍ ​‌‍‍‌‌‍ ‍‌‍‍ ‌ ​ ​‍‌‌​ ‌‌‌​​‍‌‌ ‌‍‍ ‌‍‌‌‌ ‍‌​‍‌‌​ ​ ‌​‌​​‍‌‌​ ​ ‌​‌​​‍‌‌​ ​‍​ ​‍​ ​ ​ ​‌​ ‍​​ ​ ​ ​ ​ ​‍​ ​ ‌‍​‌​ ‌‍​ ‌‍​ ‌‍‌‍​‌​‍‌‌​ ​‍​ ​‍​‍‌‌​ ‌‌‌​‌​​‍ ‍‌‍ ‍‌‍​‌‌‍ ‌‌‍‌‌​ ‌‍​‍‌‍​‌‌ ​ ‌‍‌‌‌‌‌‌‌ ​‍‌‍ ​​ ‌‌‍‍​‌ ‌​‌ ‌​‌ ​​‌ ​ ​‍‌‌​ ​ ‌​​‌​‍‌‌​ ​‍‌​‌‍​‍‌‌​ ​‍‌​‌‍‌‍​ ‌‍‍​‌‍‌‌‌‍ ​‌ ​ ‌‍‌‌‌‍​‌‌ ​​‌‍‍‌‌‍‌‌‌ ​‍‌ ​ ​‍ ‍‌ ​ ‌‍​‌‌‍ ‍‌‍‍‌‌ ‌​‌ ‍‌​‍ ‍‌ ​ ‌ ‌​‌ ‌‌‌‍‌​‌‍‍‌‌‍ ​‍‌‍‌‍‍‌‌‍‌​​ ‌‌‍‌‍‌‍ ‌‍ ‌ ‌​‌‍‌‌‌ ​‍​‍‌‍‌ ‌​‌ ‍‌‌ ​​‌‍‌‌​ ‌‌‍‌‍‌‍ ‌‍ ‌ ‌​‌‍‌‌‌ ​‍​‍‌‍‌ ​​‌‍​‌‌ ‌​‌‍‍​​ ‌‌‍​ ‌‍ ‌‍ ​‌ ‌‌‌‍ ‌‌‍ ‍‌ ​ ​‍‌‌​ ‌‌‌​​‍‌‌ ‌‍‍ ‌‍‌‌‌ ‍‌​‍‌‌​ ​ ‌​‌​​‍‌‌​ ​ ‌​‌​​‍‌‌​ ​‍​ ​‍​ ‌‌​ ​ ​ ‌‌​ ‍‌‌‍​ ​ ​‍‌‍‌​​ ‍​‌‍​‌​ ‍​​ ​ ​ ​ ​‍‌‌​ ​‍​ ​‍​‍‌‌​ ‌‌‌​‌​​‍ ‍‌‍ ​‌‍‍‌‌‍ ‍‌‍‍ ‌ ​ ​‍‌‌​ ‌‌‌​​‍‌‌ ‌‍‍ ‌‍‌‌‌ ‍‌​‍‌‌​ ​ ‌​‌​​‍‌‌​ ​ ‌​‌​​‍‌‌​ ​‍​ ​‍​ ​ ​ ​‌​ ‍​​ ​ ​ ​ ​ ​‍​ ​ ‌‍​‌​ ‌‍​ ‌‍​ ‌‍‌‍​‌​‍‌‌​ ​‍​ ​‍​‍‌‌​ ‌‌‌​‌​​‍ ‍‌‍ ‍‌‍​‌‌‍ ‌‌‍‌‌​‍‌‍‌ ​​‌‍‌‌‌ ​‍‌ ​ ‌ ​​‌‍‌‌‌‍​ ‌ ‌​‌‍‍‌‌ ‌‍‌‍‌‌​ ‌‌ ​​‌ ‌‌‌‍​‍‌‍ ​‌‍‍‌‌ ​ ‌‍‍​‌‍‌‌‌‍‌​​‍​‍‌ ‌
Parking​​​​‌ ‍ ​‍​‍‌‍ ‌ ​‍‌‍‍‌‌‍‌ ‌‍‍‌‌‍ ‍​‍​‍​ ‍‍​‍​‍‌ ​ ‌‍​‌‌‍ ‍‌‍‍‌‌ ‌​‌ ‍‌​‍ ‍‌‍‍‌‌‍ ​‍​‍​‍ ​​‍​‍‌‍‍​‌ ​‍‌‍‌‌‌‍‌‍​‍​‍​ ‍‍​‍​‍‌‍‍​‌ ‌​‌ ‌​‌ ​​‌ ​ ​ ‍‍​‍ ​‍ ‌‍​ ‌‍‍​‌‍‌‌‌‍ ​‌ ​ ‌‍‌‌‌‍​‌‌ ​​‌‍‍‌‌‍‌‌‌ ​‍‌ ​ ​‍ ‍‌ ​ ‌‍​‌‌‍ ‍‌‍‍‌‌ ‌​‌ ‍‌​‍ ‍‌ ​ ‌ ‌​‌ ‌‌‌‍‌​‌‍‍‌‌‍ ​‍ ‌‍‍‌‌‍ ‍‌ ‌​‌‍‌‌‌‍ ‍‌ ‌​​‍ ‌‍‌‌‌‍‌​‌‍‍‌‌ ‌​​‍ ‌‍ ‌‌‍ ‌‍‌​‌‍‌‌​ ‌‌ ​​‌ ​‍‌‍‌‌‌ ​ ‌‍‌‌‌‍ ‍‌ ‌​‌‍​‌‌ ‌​‌‍‍‌‌‍ ‌‍ ‍​ ‍ ‌‍‍‌‌‍‌​​ ‌‌‍‌‍‌‍ ‌‍ ‌ ‌​‌‍‌‌‌ ​‍​ ‍ ‌ ‌​‌ ‍‌‌ ​​‌‍‌‌​ ‌‌‍‌‍‌‍ ‌‍ ‌ ‌​‌‍‌‌‌ ​‍​ ‍ ‌ ​​‌‍​‌‌ ‌​‌‍‍​​ ‌‌‍​ ‌‍ ‌‍ ​‌ ‌‌‌‍ ‌‌‍ ‍‌ ​ ​‍‌‌​ ‌‌‌​​‍‌‌ ‌‍‍ ‌‍‌‌‌ ‍‌​‍‌‌​ ​ ‌​‌​​‍‌‌​ ​ ‌​‌​​‍‌‌​ ​‍​ ​‍​ ‌‌​ ​ ​ ‌‌​ ‍‌‌‍​ ​ ​‍‌‍‌​​ ‍​‌‍​‌​ ‍​​ ​ ​ ​ ​‍‌‌​ ​‍​ ​‍​‍‌‌​ ‌‌‌​‌​​‍ ‍‌‍ ​‌‍‍‌‌‍ ‍‌‍‍ ‌ ​ ​‍‌‌​ ‌‌‌​​‍‌‌ ‌‍‍ ‌‍‌‌‌ ‍‌​‍‌‌​ ​ ‌​‌​​‍‌‌​ ​ ‌​‌​​‍‌‌​ ​‍​ ​‍‌‍​‍​ ​​‌‍‌‍​ ‌‍‌‍‌‍​ ​‌‌‍‌‌‌‍‌‍​ ‌ ​ ​‌‌‍‌‍‌‍‌​​‍‌‌​ ​‍​ ​‍​‍‌‌​ ‌‌‌​‌​​‍ ‍‌‍ ‍‌‍​‌‌‍ ‌‌‍‌‌​ ‌‍​‍‌‍​‌‌ ​ ‌‍‌‌‌‌‌‌‌ ​‍‌‍ ​​ ‌‌‍‍​‌ ‌​‌ ‌​‌ ​​‌ ​ ​‍‌‌​ ​ ‌​​‌​‍‌‌​ ​‍‌​‌‍​‍‌‌​ ​‍‌​‌‍‌‍​ ‌‍‍​‌‍‌‌‌‍ ​‌ ​ ‌‍‌‌‌‍​‌‌ ​​‌‍‍‌‌‍‌‌‌ ​‍‌ ​ ​‍ ‍‌ ​ ‌‍​‌‌‍ ‍‌‍‍‌‌ ‌​‌ ‍‌​‍ ‍‌ ​ ‌ ‌​‌ ‌‌‌‍‌​‌‍‍‌‌‍ ​‍‌‍‌‍‍‌‌‍‌​​ ‌‌‍‌‍‌‍ ‌‍ ‌ ‌​‌‍‌‌‌ ​‍​‍‌‍‌ ‌​‌ ‍‌‌ ​​‌‍‌‌​ ‌‌‍‌‍‌‍ ‌‍ ‌ ‌​‌‍‌‌‌ ​‍​‍‌‍‌ ​​‌‍​‌‌ ‌​‌‍‍​​ ‌‌‍​ ‌‍ ‌‍ ​‌ ‌‌‌‍ ‌‌‍ ‍‌ ​ ​‍‌‌​ ‌‌‌​​‍‌‌ ‌‍‍ ‌‍‌‌‌ ‍‌​‍‌‌​ ​ ‌​‌​​‍‌‌​ ​ ‌​‌​​‍‌‌​ ​‍​ ​‍​ ‌‌​ ​ ​ ‌‌​ ‍‌‌‍​ ​ ​‍‌‍‌​​ ‍​‌‍​‌​ ‍​​ ​ ​ ​ ​‍‌‌​ ​‍​ ​‍​‍‌‌​ ‌‌‌​‌​​‍ ‍‌‍ ​‌‍‍‌‌‍ ‍‌‍‍ ‌ ​ ​‍‌‌​ ‌‌‌​​‍‌‌ ‌‍‍ ‌‍‌‌‌ ‍‌​‍‌‌​ ​ ‌​‌​​‍‌‌​ ​ ‌​‌​​‍‌‌​ ​‍​ ​‍‌‍​‍​ ​​‌‍‌‍​ ‌‍‌‍‌‍​ ​‌‌‍‌‌‌‍‌‍​ ‌ ​ ​‌‌‍‌‍‌‍‌​​‍‌‌​ ​‍​ ​‍​‍‌‌​ ‌‌‌​‌​​‍ ‍‌‍ ‍‌‍​‌‌‍ ‌‌‍‌‌​‍‌‍‌ ​​‌‍‌‌‌ ​‍‌ ​ ‌ ​​‌‍‌‌‌‍​ ‌ ‌​‌‍‍‌‌ ‌‍‌‍‌‌​ ‌‌ ​​‌ ‌‌‌‍​‍‌‍ ​‌‍‍‌‌ ​ ‌‍‍​‌‍‌‌‌‍‌​​‍​‍‌ ‌
Dining​​​​‌ ‍ ​‍​‍‌‍ ‌ ​‍‌‍‍‌‌‍‌ ‌‍‍‌‌‍ ‍​‍​‍​ ‍‍​‍​‍‌ ​ ‌‍​‌‌‍ ‍‌‍‍‌‌ ‌​‌ ‍‌​‍ ‍‌‍‍‌‌‍ ​‍​‍​‍ ​​‍​‍‌‍‍​‌ ​‍‌‍‌‌‌‍‌‍​‍​‍​ ‍‍​‍​‍‌‍‍​‌ ‌​‌ ‌​‌ ​​‌ ​ ​ ‍‍​‍ ​‍ ‌‍​ ‌‍‍​‌‍‌‌‌‍ ​‌ ​ ‌‍‌‌‌‍​‌‌ ​​‌‍‍‌‌‍‌‌‌ ​‍‌ ​ ​‍ ‍‌ ​ ‌‍​‌‌‍ ‍‌‍‍‌‌ ‌​‌ ‍‌​‍ ‍‌ ​ ‌ ‌​‌ ‌‌‌‍‌​‌‍‍‌‌‍ ​‍ ‌‍‍‌‌‍ ‍‌ ‌​‌‍‌‌‌‍ ‍‌ ‌​​‍ ‌‍‌‌‌‍‌​‌‍‍‌‌ ‌​​‍ ‌‍ ‌‌‍ ‌‍‌​‌‍‌‌​ ‌‌ ​​‌ ​‍‌‍‌‌‌ ​ ‌‍‌‌‌‍ ‍‌ ‌​‌‍​‌‌ ‌​‌‍‍‌‌‍ ‌‍ ‍​ ‍ ‌‍‍‌‌‍‌​​ ‌‌‍‌‍‌‍ ‌‍ ‌ ‌​‌‍‌‌‌ ​‍​ ‍ ‌ ‌​‌ ‍‌‌ ​​‌‍‌‌​ ‌‌‍‌‍‌‍ ‌‍ ‌ ‌​‌‍‌‌‌ ​‍​ ‍ ‌ ​​‌‍​‌‌ ‌​‌‍‍​​ ‌‌‍​ ‌‍ ‌‍ ​‌ ‌‌‌‍ ‌‌‍ ‍‌ ​ ​‍‌‌​ ‌‌‌​​‍‌‌ ‌‍‍ ‌‍‌‌‌ ‍‌​‍‌‌​ ​ ‌​‌​​‍‌‌​ ​ ‌​‌​​‍‌‌​ ​‍​ ​‍​ ‌‌​ ​ ​ ‌‌​ ‍‌‌‍​ ​ ​‍‌‍‌​​ ‍​‌‍​‌​ ‍​​ ​ ​ ​ ​‍‌‌​ ​‍​ ​‍​‍‌‌​ ‌‌‌​‌​​‍ ‍‌‍ ​‌‍‍‌‌‍ ‍‌‍‍ ‌ ​ ​‍‌‌​ ‌‌‌​​‍‌‌ ‌‍‍ ‌‍‌‌‌ ‍‌​‍‌‌​ ​ ‌​‌​​‍‌‌​ ​ ‌​‌​​‍‌‌​ ​‍​ ​‍​ ‍​‌‍‌‍‌‍‌​​ ‌‍​ ‍‌‌‍​‍‌‍‌‌​ ‌ ‌‍‌‍​ ‌​​ ‌​​ ​‍​‍‌‌​ ​‍​ ​‍​‍‌‌​ ‌‌‌​‌​​‍ ‍‌‍ ‍‌‍​‌‌‍ ‌‌‍‌‌​ ‌‍​‍‌‍​‌‌ ​ ‌‍‌‌‌‌‌‌‌ ​‍‌‍ ​​ ‌‌‍‍​‌ ‌​‌ ‌​‌ ​​‌ ​ ​‍‌‌​ ​ ‌​​‌​‍‌‌​ ​‍‌​‌‍​‍‌‌​ ​‍‌​‌‍‌‍​ ‌‍‍​‌‍‌‌‌‍ ​‌ ​ ‌‍‌‌‌‍​‌‌ ​​‌‍‍‌‌‍‌‌‌ ​‍‌ ​ ​‍ ‍‌ ​ ‌‍​‌‌‍ ‍‌‍‍‌‌ ‌​‌ ‍‌​‍ ‍‌ ​ ‌ ‌​‌ ‌‌‌‍‌​‌‍‍‌‌‍ ​‍‌‍‌‍‍‌‌‍‌​​ ‌‌‍‌‍‌‍ ‌‍ ‌ ‌​‌‍‌‌‌ ​‍​‍‌‍‌ ‌​‌ ‍‌‌ ​​‌‍‌‌​ ‌‌‍‌‍‌‍ ‌‍ ‌ ‌​‌‍‌‌‌ ​‍​‍‌‍‌ ​​‌‍​‌‌ ‌​‌‍‍​​ ‌‌‍​ ‌‍ ‌‍ ​‌ ‌‌‌‍ ‌‌‍ ‍‌ ​ ​‍‌‌​ ‌‌‌​​‍‌‌ ‌‍‍ ‌‍‌‌‌ ‍‌​‍‌‌​ ​ ‌​‌​​‍‌‌​ ​ ‌​‌​​‍‌‌​ ​‍​ ​‍​ ‌‌​ ​ ​ ‌‌​ ‍‌‌‍​ ​ ​‍‌‍‌​​ ‍​‌‍​‌​ ‍​​ ​ ​ ​ ​‍‌‌​ ​‍​ ​‍​‍‌‌​ ‌‌‌​‌​​‍ ‍‌‍ ​‌‍‍‌‌‍ ‍‌‍‍ ‌ ​ ​‍‌‌​ ‌‌‌​​‍‌‌ ‌‍‍ ‌‍‌‌‌ ‍‌​‍‌‌​ ​ ‌​‌​​‍‌‌​ ​ ‌​‌​​‍‌‌​ ​‍​ ​‍​ ‍​‌‍‌‍‌‍‌​​ ‌‍​ ‍‌‌‍​‍‌‍‌‌​ ‌ ‌‍‌‍​ ‌​​ ‌​​ ​‍​‍‌‌​ ​‍​ ​‍​‍‌‌​ ‌‌‌​‌​​‍ ‍‌‍ ‍‌‍​‌‌‍ ‌‌‍‌‌​‍‌‍‌ ​​‌‍‌‌‌ ​‍‌ ​ ‌ ​​‌‍‌‌‌‍​ ‌ ‌​‌‍‍‌‌ ‌‍‌‍‌‌​ ‌‌ ​​‌ ‌‌‌‍​‍‌‍ ​‌‍‍‌‌ ​ ‌‍‍​‌‍‌‌‌‍‌​​‍​‍‌ ‌
Attractions & Services​​​​‌ ‍ ​‍​‍‌‍ ‌ ​‍‌‍‍‌‌‍‌ ‌‍‍‌‌‍ ‍​‍​‍​ ‍‍​‍​‍‌ ​ ‌‍​‌‌‍ ‍‌‍‍‌‌ ‌​‌ ‍‌​‍ ‍‌‍‍‌‌‍ ​‍​‍​‍ ​​‍​‍‌‍‍​‌ ​‍‌‍‌‌‌‍‌‍​‍​‍​ ‍‍​‍​‍‌‍‍​‌ ‌​‌ ‌​‌ ​​‌ ​ ​ ‍‍​‍ ​‍ ‌‍​ ‌‍‍​‌‍‌‌‌‍ ​‌ ​ ‌‍‌‌‌‍​‌‌ ​​‌‍‍‌‌‍‌‌‌ ​‍‌ ​ ​‍ ‍‌ ​ ‌‍​‌‌‍ ‍‌‍‍‌‌ ‌​‌ ‍‌​‍ ‍‌ ​ ‌ ‌​‌ ‌‌‌‍‌​‌‍‍‌‌‍ ​‍ ‌‍‍‌‌‍ ‍‌ ‌​‌‍‌‌‌‍ ‍‌ ‌​​‍ ‌‍‌‌‌‍‌​‌‍‍‌‌ ‌​​‍ ‌‍ ‌‌‍ ‌‍‌​‌‍‌‌​ ‌‌ ​​‌ ​‍‌‍‌‌‌ ​ ‌‍‌‌‌‍ ‍‌ ‌​‌‍​‌‌ ‌​‌‍‍‌‌‍ ‌‍ ‍​ ‍ ‌‍‍‌‌‍‌​​ ‌‌‍‌‍‌‍ ‌‍ ‌ ‌​‌‍‌‌‌ ​‍​ ‍ ‌ ‌​‌ ‍‌‌ ​​‌‍‌‌​ ‌‌‍‌‍‌‍ ‌‍ ‌ ‌​‌‍‌‌‌ ​‍​ ‍ ‌ ​​‌‍​‌‌ ‌​‌‍‍​​ ‌‌‍​ ‌‍ ‌‍ ​‌ ‌‌‌‍ ‌‌‍ ‍‌ ​ ​‍‌‌​ ‌‌‌​​‍‌‌ ‌‍‍ ‌‍‌‌‌ ‍‌​‍‌‌​ ​ ‌​‌​​‍‌‌​ ​ ‌​‌​​‍‌‌​ ​‍​ ​‍​ ‌‌​ ​ ​ ‌‌​ ‍‌‌‍​ ​ ​‍‌‍‌​​ ‍​‌‍​‌​ ‍​​ ​ ​ ​ ​‍‌‌​ ​‍​ ​‍​‍‌‌​ ‌‌‌​‌​​‍ ‍‌‍ ​‌‍‍‌‌‍ ‍‌‍‍ ‌ ​ ​‍‌‌​ ‌‌‌​​‍‌‌ ‌‍‍ ‌‍‌‌‌ ‍‌​‍‌‌​ ​ ‌​‌​​‍‌‌​ ​ ‌​‌​​‍‌‌​ ​‍​ ​‍​ ​​​ ​ ​ ‍‌​ ‍‌​ ​‍​ ‌​‌‍​‍​ ‌ ​ ​‍​ ‌ ‌‍​‍‌‍‌​​‍‌‌​ ​‍​ ​‍​‍‌‌​ ‌‌‌​‌​​‍ ‍‌‍ ‍‌‍​‌‌‍ ‌‌‍‌‌​ ‌‍​‍‌‍​‌‌ ​ ‌‍‌‌‌‌‌‌‌ ​‍‌‍ ​​ ‌‌‍‍​‌ ‌​‌ ‌​‌ ​​‌ ​ ​‍‌‌​ ​ ‌​​‌​‍‌‌​ ​‍‌​‌‍​‍‌‌​ ​‍‌​‌‍‌‍​ ‌‍‍​‌‍‌‌‌‍ ​‌ ​ ‌‍‌‌‌‍​‌‌ ​​‌‍‍‌‌‍‌‌‌ ​‍‌ ​ ​‍ ‍‌ ​ ‌‍​‌‌‍ ‍‌‍‍‌‌ ‌​‌ ‍‌​‍ ‍‌ ​ ‌ ‌​‌ ‌‌‌‍‌​‌‍‍‌‌‍ ​‍‌‍‌‍‍‌‌‍‌​​ ‌‌‍‌‍‌‍ ‌‍ ‌ ‌​‌‍‌‌‌ ​‍​‍‌‍‌ ‌​‌ ‍‌‌ ​​‌‍‌‌​ ‌‌‍‌‍‌‍ ‌‍ ‌ ‌​‌‍‌‌‌ ​‍​‍‌‍‌ ​​‌‍​‌‌ ‌​‌‍‍​​ ‌‌‍​ ‌‍ ‌‍ ​‌ ‌‌‌‍ ‌‌‍ ‍‌ ​ ​‍‌‌​ ‌‌‌​​‍‌‌ ‌‍‍ ‌‍‌‌‌ ‍‌​‍‌‌​ ​ ‌​‌​​‍‌‌​ ​ ‌​‌​​‍‌‌​ ​‍​ ​‍​ ‌‌​ ​ ​ ‌‌​ ‍‌‌‍​ ​ ​‍‌‍‌​​ ‍​‌‍​‌​ ‍​​ ​ ​ ​ ​‍‌‌​ ​‍​ ​‍​‍‌‌​ ‌‌‌​‌​​‍ ‍‌‍ ​‌‍‍‌‌‍ ‍‌‍‍ ‌ ​ ​‍‌‌​ ‌‌‌​​‍‌‌ ‌‍‍ ‌‍‌‌‌ ‍‌​‍‌‌​ ​ ‌​‌​​‍‌‌​ ​ ‌​‌​​‍‌‌​ ​‍​ ​‍​ ​​​ ​ ​ ‍‌​ ‍‌​ ​‍​ ‌​‌‍​‍​ ‌ ​ ​‍​ ‌ ‌‍​‍‌‍‌​​‍‌‌​ ​‍​ ​‍​‍‌‌​ ‌‌‌​‌​​‍ ‍‌‍ ‍‌‍​‌‌‍ ‌‌‍‌‌​‍‌‍‌ ​​‌‍‌‌‌ ​‍‌ ​ ‌ ​​‌‍‌‌‌‍​ ‌ ‌​‌‍‍‌‌ ‌‍‌‍‌‌​ ‌‌ ​​‌ ‌‌‌‍​‍‌‍ ​‌‍‍‌‌ ​ ‌‍‍​‌‍‌‌‌‍‌​​‍​‍‌ ‌
Stay in Touch​​​​‌ ‍ ​‍​‍‌‍ ‌ ​‍‌‍‍‌‌‍‌ ‌‍‍‌‌‍ ‍​‍​‍​ ‍‍​‍​‍‌ ​ ‌‍​‌‌‍ ‍‌‍‍‌‌ ‌​‌ ‍‌​‍ ‍‌‍‍‌‌‍ ​‍​‍​‍ ​​‍​‍‌‍‍​‌ ​‍‌‍‌‌‌‍‌‍​‍​‍​ ‍‍​‍​‍‌‍‍​‌ ‌​‌ ‌​‌ ​​‌ ​ ​ ‍‍​‍ ​‍ ‌‍​ ‌‍‍​‌‍‌‌‌‍ ​‌ ​ ‌‍‌‌‌‍​‌‌ ​​‌‍‍‌‌‍‌‌‌ ​‍‌ ​ ​‍ ‍‌ ​ ‌‍​‌‌‍ ‍‌‍‍‌‌ ‌​‌ ‍‌​‍ ‍‌ ​ ‌ ‌​‌ ‌‌‌‍‌​‌‍‍‌‌‍ ​‍ ‌‍‍‌‌‍ ‍‌ ‌​‌‍‌‌‌‍ ‍‌ ‌​​‍ ‌‍‌‌‌‍‌​‌‍‍‌‌ ‌​​‍ ‌‍ ‌‌‍ ‌‍‌​‌‍‌‌​ ‌‌ ​​‌ ​‍‌‍‌‌‌ ​ ‌‍‌‌‌‍ ‍‌ ‌​‌‍​‌‌ ‌​‌‍‍‌‌‍ ‌‍ ‍​ ‍ ‌‍‍‌‌‍‌​​ ‌‌‍‌‍‌‍ ‌‍ ‌ ‌​‌‍‌‌‌ ​‍​ ‍ ‌ ‌​‌ ‍‌‌ ​​‌‍‌‌​ ‌‌‍‌‍‌‍ ‌‍ ‌ ‌​‌‍‌‌‌ ​‍​ ‍ ‌ ​​‌‍​‌‌ ‌​‌‍‍​​ ‌‌‍​ ‌‍ ‌‍ ​‌ ‌‌‌‍ ‌‌‍ ‍‌ ​ ​‍‌‌​ ‌‌‌​​‍‌‌ ‌‍‍ ‌‍‌‌‌ ‍‌​‍‌‌​ ​ ‌​‌​​‍‌‌​ ​ ‌​‌​​‍‌‌​ ​‍​ ​‍​ ‍​‌‍​‍‌‍‌​​ ​‌‌‍​‍‌‍‌‌‌‍‌‌‌‍‌​‌‍​‌​ ​‍‌‍‌‌‌‍​‌​‍‌‌​ ​‍​ ​‍​‍‌‌​ ‌‌‌​‌​​‍ ‍‌ ‌​‌‍‍‌‌ ‌​‌‍ ​‌‍‌‌​ ‌‍​‍‌‍​‌‌ ​ ‌‍‌‌‌‌‌‌‌ ​‍‌‍ ​​ ‌‌‍‍​‌ ‌​‌ ‌​‌ ​​‌ ​ ​‍‌‌​ ​ ‌​​‌​‍‌‌​ ​‍‌​‌‍​‍‌‌​ ​‍‌​‌‍‌‍​ ‌‍‍​‌‍‌‌‌‍ ​‌ ​ ‌‍‌‌‌‍​‌‌ ​​‌‍‍‌‌‍‌‌‌ ​‍‌ ​ ​‍ ‍‌ ​ ‌‍​‌‌‍ ‍‌‍‍‌‌ ‌​‌ ‍‌​‍ ‍‌ ​ ‌ ‌​‌ ‌‌‌‍‌​‌‍‍‌‌‍ ​‍‌‍‌‍‍‌‌‍‌​​ ‌‌‍‌‍‌‍ ‌‍ ‌ ‌​‌‍‌‌‌ ​‍​‍‌‍‌ ‌​‌ ‍‌‌ ​​‌‍‌‌​ ‌‌‍‌‍‌‍ ‌‍ ‌ ‌​‌‍‌‌‌ ​‍​‍‌‍‌ ​​‌‍​‌‌ ‌​‌‍‍​​ ‌‌‍​ ‌‍ ‌‍ ​‌ ‌‌‌‍ ‌‌‍ ‍‌ ​ ​‍‌‌​ ‌‌‌​​‍‌‌ ‌‍‍ ‌‍‌‌‌ ‍‌​‍‌‌​ ​ ‌​‌​​‍‌‌​ ​ ‌​‌​​‍‌‌​ ​‍​ ​‍​ ‍​‌‍​‍‌‍‌​​ ​‌‌‍​‍‌‍‌‌‌‍‌‌‌‍‌​‌‍​‌​ ​‍‌‍‌‌‌‍​‌​‍‌‌​ ​‍​ ​‍​‍‌‌​ ‌‌‌​‌​​‍ ‍‌ ‌​‌‍‍‌‌ ‌​‌‍ ​‌‍‌‌​‍‌‍‌ ​​‌‍‌‌‌ ​‍‌ ​ ‌ ​​‌‍‌‌‌‍​ ‌ ‌​‌‍‍‌‌ ‌‍‌‍‌‌​ ‌‌ ​​‌ ‌‌‌‍​‍‌‍ ​‌‍‍‌‌ ​ ‌‍‍​‌‍‌‌‌‍‌​​‍​‍‌ ‌
News + Press​​​​‌ ‍ ​‍​‍‌‍ ‌ ​‍‌‍‍‌‌‍‌ ‌‍‍‌‌‍ ‍​‍​‍​ ‍‍​‍​‍‌ ​ ‌‍​‌‌‍ ‍‌‍‍‌‌ ‌​‌ ‍‌​‍ ‍‌‍‍‌‌‍ ​‍​‍​‍ ​​‍​‍‌‍‍​‌ ​‍‌‍‌‌‌‍‌‍​‍​‍​ ‍‍​‍​‍‌‍‍​‌ ‌​‌ ‌​‌ ​​‌ ​ ​ ‍‍​‍ ​‍ ‌‍​ ‌‍‍​‌‍‌‌‌‍ ​‌ ​ ‌‍‌‌‌‍​‌‌ ​​‌‍‍‌‌‍‌‌‌ ​‍‌ ​ ​‍ ‍‌ ​ ‌‍​‌‌‍ ‍‌‍‍‌‌ ‌​‌ ‍‌​‍ ‍‌ ​ ‌ ‌​‌ ‌‌‌‍‌​‌‍‍‌‌‍ ​‍ ‌‍‍‌‌‍ ‍‌ ‌​‌‍‌‌‌‍ ‍‌ ‌​​‍ ‌‍‌‌‌‍‌​‌‍‍‌‌ ‌​​‍ ‌‍ ‌‌‍ ‌‍‌​‌‍‌‌​ ‌‌ ​​‌ ​‍‌‍‌‌‌ ​ ‌‍‌‌‌‍ ‍‌ ‌​‌‍​‌‌ ‌​‌‍‍‌‌‍ ‌‍ ‍​ ‍ ‌‍‍‌‌‍‌​​ ‌‌‍‌‍‌‍ ‌‍ ‌ ‌​‌‍‌‌‌ ​‍​ ‍ ‌ ‌​‌ ‍‌‌ ​​‌‍‌‌​ ‌‌‍‌‍‌‍ ‌‍ ‌ ‌​‌‍‌‌‌ ​‍​ ‍ ‌ ​​‌‍​‌‌ ‌​‌‍‍​​ ‌‌‍​ ‌‍ ‌‍ ​‌ ‌‌‌‍ ‌‌‍ ‍‌ ​ ​‍‌‌​ ‌‌‌​​‍‌‌ ‌‍‍ ‌‍‌‌‌ ‍‌​‍‌‌​ ​ ‌​‌​​‍‌‌​ ​ ‌​‌​​‍‌‌​ ​‍​ ​‍​ ‍​‌‍​‍‌‍‌​​ ​‌‌‍​‍‌‍‌‌‌‍‌‌‌‍‌​‌‍​‌​ ​‍‌‍‌‌‌‍​‌​‍‌‌​ ​‍​ ​‍​‍‌‌​ ‌‌‌​‌​​‍ ‍‌‍ ​‌‍‍‌‌‍ ‍‌‍‍ ‌ ​ ​‍‌‌​ ‌‌‌​​‍‌‌ ‌‍‍ ‌‍‌‌‌ ‍‌​‍‌‌​ ​ ‌​‌​​‍‌‌​ ​ ‌​‌​​‍‌‌​ ​‍​ ​‍‌‍‌‍​ ‌‌​ ​‍​ ‍‌‌‍​‌‌‍‌​​ ‍​‌‍​‍​ ‍‌​ ​‍​ ‌​​ ​ ​‍‌‌​ ​‍​ ​‍​‍‌‌​ ‌‌‌​‌​​‍ ‍‌‍ ‍‌‍​‌‌‍ ‌‌‍‌‌​ ‌‍​‍‌‍​‌‌ ​ ‌‍‌‌‌‌‌‌‌ ​‍‌‍ ​​ ‌‌‍‍​‌ ‌​‌ ‌​‌ ​​‌ ​ ​‍‌‌​ ​ ‌​​‌​‍‌‌​ ​‍‌​‌‍​‍‌‌​ ​‍‌​‌‍‌‍​ ‌‍‍​‌‍‌‌‌‍ ​‌ ​ ‌‍‌‌‌‍​‌‌ ​​‌‍‍‌‌‍‌‌‌ ​‍‌ ​ ​‍ ‍‌ ​ ‌‍​‌‌‍ ‍‌‍‍‌‌ ‌​‌ ‍‌​‍ ‍‌ ​ ‌ ‌​‌ ‌‌‌‍‌​‌‍‍‌‌‍ ​‍‌‍‌‍‍‌‌‍‌​​ ‌‌‍‌‍‌‍ ‌‍ ‌ ‌​‌‍‌‌‌ ​‍​‍‌‍‌ ‌​‌ ‍‌‌ ​​‌‍‌‌​ ‌‌‍‌‍‌‍ ‌‍ ‌ ‌​‌‍‌‌‌ ​‍​‍‌‍‌ ​​‌‍​‌‌ ‌​‌‍‍​​ ‌‌‍​ ‌‍ ‌‍ ​‌ ‌‌‌‍ ‌‌‍ ‍‌ ​ ​‍‌‌​ ‌‌‌​​‍‌‌ ‌‍‍ ‌‍‌‌‌ ‍‌​‍‌‌​ ​ ‌​‌​​‍‌‌​ ​ ‌​‌​​‍‌‌​ ​‍​ ​‍​ ‍​‌‍​‍‌‍‌​​ ​‌‌‍​‍‌‍‌‌‌‍‌‌‌‍‌​‌‍​‌​ ​‍‌‍‌‌‌‍​‌​‍‌‌​ ​‍​ ​‍​‍‌‌​ ‌‌‌​‌​​‍ ‍‌‍ ​‌‍‍‌‌‍ ‍‌‍‍ ‌ ​ ​‍‌‌​ ‌‌‌​​‍‌‌ ‌‍‍ ‌‍‌‌‌ ‍‌​‍‌‌​ ​ ‌​‌​​‍‌‌​ ​ ‌​‌​​‍‌‌​ ​‍​ ​‍‌‍‌‍​ ‌‌​ ​‍​ ‍‌‌‍​‌‌‍‌​​ ‍​‌‍​‍​ ‍‌​ ​‍​ ‌​​ ​ ​‍‌‌​ ​‍​ ​‍​‍‌‌​ ‌‌‌​‌​​‍ ‍‌‍ ‍‌‍​‌‌‍ ‌‌‍‌‌​‍‌‍‌ ​​‌‍‌‌‌ ​‍‌ ​ ‌ ​​‌‍‌‌‌‍​ ‌ ‌​‌‍‍‌‌ ‌‍‌‍‌‌​ ‌‌ ​​‌ ‌‌‌‍​‍‌‍ ​‌‍‍‌‌ ​ ‌‍‍​‌‍‌‌‌‍‌​​‍​‍‌ ‌
@chelseapiersnyc​​​​‌ ‍ ​‍​‍‌‍ ‌ ​‍‌‍‍‌‌‍‌ ‌‍‍‌‌‍ ‍​‍​‍​ ‍‍​‍​‍‌ ​ ‌‍​‌‌‍ ‍‌‍‍‌‌ ‌​‌ ‍‌​‍ ‍‌‍‍‌‌‍ ​‍​‍​‍ ​​‍​‍‌‍‍​‌ ​‍‌‍‌‌‌‍‌‍​‍​‍​ ‍‍​‍​‍‌‍‍​‌ ‌​‌ ‌​‌ ​​‌ ​ ​ ‍‍​‍ ​‍ ‌‍​ ‌‍‍​‌‍‌‌‌‍ ​‌ ​ ‌‍‌‌‌‍​‌‌ ​​‌‍‍‌‌‍‌‌‌ ​‍‌ ​ ​‍ ‍‌ ​ ‌‍​‌‌‍ ‍‌‍‍‌‌ ‌​‌ ‍‌​‍ ‍‌ ​ ‌ ‌​‌ ‌‌‌‍‌​‌‍‍‌‌‍ ​‍ ‌‍‍‌‌‍ ‍‌ ‌​‌‍‌‌‌‍ ‍‌ ‌​​‍ ‌‍‌‌‌‍‌​‌‍‍‌‌ ‌​​‍ ‌‍ ‌‌‍ ‌‍‌​‌‍‌‌​ ‌‌ ​​‌ ​‍‌‍‌‌‌ ​ ‌‍‌‌‌‍ ‍‌ ‌​‌‍​‌‌ ‌​‌‍‍‌‌‍ ‌‍ ‍​ ‍ ‌‍‍‌‌‍‌​​ ‌‌‍‌‍‌‍ ‌‍ ‌ ‌​‌‍‌‌‌ ​‍​ ‍ ‌ ‌​‌ ‍‌‌ ​​‌‍‌‌​ ‌‌‍‌‍‌‍ ‌‍ ‌ ‌​‌‍‌‌‌ ​‍​ ‍ ‌ ​​‌‍​‌‌ ‌​‌‍‍​​ ‌‌‍​ ‌‍ ‌‍ ​‌ ‌‌‌‍ ‌‌‍ ‍‌ ​ ​‍‌‌​ ‌‌‌​​‍‌‌ ‌‍‍ ‌‍‌‌‌ ‍‌​‍‌‌​ ​ ‌​‌​​‍‌‌​ ​ ‌​‌​​‍‌‌​ ​‍​ ​‍​ ‍​‌‍​‍‌‍‌​​ ​‌‌‍​‍‌‍‌‌‌‍‌‌‌‍‌​‌‍​‌​ ​‍‌‍‌‌‌‍​‌​‍‌‌​ ​‍​ ​‍​‍‌‌​ ‌‌‌​‌​​‍ ‍‌‍ ​‌‍‍‌‌‍ ‍‌‍‍ ‌ ​ ​‍‌‌​ ‌‌‌​​‍‌‌ ‌‍‍ ‌‍‌‌‌ ‍‌​‍‌‌​ ​ ‌​‌​​‍‌‌​ ​ ‌​‌​​‍‌‌​ ​‍​ ​‍​ ‌​​ ​ ​ ​​‌‍‌‌‌‍​ ‌‍​‌​ ​​​ ‌​‌‍‌‌‌‍‌‍​ ‌​​ ‍‌​‍‌‌​ ​‍​ ​‍​‍‌‌​ ‌‌‌​‌​​‍ ‍‌‍ ‍‌‍​‌‌‍ ‌‌‍‌‌​ ‌‍​‍‌‍​‌‌ ​ ‌‍‌‌‌‌‌‌‌ ​‍‌‍ ​​ ‌‌‍‍​‌ ‌​‌ ‌​‌ ​​‌ ​ ​‍‌‌​ ​ ‌​​‌​‍‌‌​ ​‍‌​‌‍​‍‌‌​ ​‍‌​‌‍‌‍​ ‌‍‍​‌‍‌‌‌‍ ​‌ ​ ‌‍‌‌‌‍​‌‌ ​​‌‍‍‌‌‍‌‌‌ ​‍‌ ​ ​‍ ‍‌ ​ ‌‍​‌‌‍ ‍‌‍‍‌‌ ‌​‌ ‍‌​‍ ‍‌ ​ ‌ ‌​‌ ‌‌‌‍‌​‌‍‍‌‌‍ ​‍‌‍‌‍‍‌‌‍‌​​ ‌‌‍‌‍‌‍ ‌‍ ‌ ‌​‌‍‌‌‌ ​‍​‍‌‍‌ ‌​‌ ‍‌‌ ​​‌‍‌‌​ ‌‌‍‌‍‌‍ ‌‍ ‌ ‌​‌‍‌‌‌ ​‍​‍‌‍‌ ​​‌‍​‌‌ ‌​‌‍‍​​ ‌‌‍​ ‌‍ ‌‍ ​‌ ‌‌‌‍ ‌‌‍ ‍‌ ​ ​‍‌‌​ ‌‌‌​​‍‌‌ ‌‍‍ ‌‍‌‌‌ ‍‌​‍‌‌​ ​ ‌​‌​​‍‌‌​ ​ ‌​‌​​‍‌‌​ ​‍​ ​‍​ ‍​‌‍​‍‌‍‌​​ ​‌‌‍​‍‌‍‌‌‌‍‌‌‌‍‌​‌‍​‌​ ​‍‌‍‌‌‌‍​‌​‍‌‌​ ​‍​ ​‍​‍‌‌​ ‌‌‌​‌​​‍ ‍‌‍ ​‌‍‍‌‌‍ ‍‌‍‍ ‌ ​ ​‍‌‌​ ‌‌‌​​‍‌‌ ‌‍‍ ‌‍‌‌‌ ‍‌​‍‌‌​ ​ ‌​‌​​‍‌‌​ ​ ‌​‌​​‍‌‌​ ​‍​ ​‍​ ‌​​ ​ ​ ​​‌‍‌‌‌‍​ ‌‍​‌​ ​​​ ‌​‌‍‌‌‌‍‌‍​ ‌​​ ‍‌​‍‌‌​ ​‍​ ​‍​‍‌‌​ ‌‌‌​‌​​‍ ‍‌‍ ‍‌‍​‌‌‍ ‌‌‍‌‌​‍‌‍‌ ​​‌‍‌‌‌ ​‍‌ ​ ‌ ​​‌‍‌‌‌‍​ ‌ ‌​‌‍‍‌‌ ‌‍‌‍‌‌​ ‌‌ ​​‌ ‌‌‌‍​‍‌‍ ​‌‍‍‌‌ ​ ‌‍‍​‌‍‌‌‌‍‌​​‍​‍‌ ‌
@chelseapiersbrooklyn​​​​‌ ‍ ​‍​‍‌‍ ‌ ​‍‌‍‍‌‌‍‌ ‌‍‍‌‌‍ ‍​‍​‍​ ‍‍​‍​‍‌ ​ ‌‍​‌‌‍ ‍‌‍‍‌‌ ‌​‌ ‍‌​‍ ‍‌‍‍‌‌‍ ​‍​‍​‍ ​​‍​‍‌‍‍​‌ ​‍‌‍‌‌‌‍‌‍​‍​‍​ ‍‍​‍​‍‌‍‍​‌ ‌​‌ ‌​‌ ​​‌ ​ ​ ‍‍​‍ ​‍ ‌‍​ ‌‍‍​‌‍‌‌‌‍ ​‌ ​ ‌‍‌‌‌‍​‌‌ ​​‌‍‍‌‌‍‌‌‌ ​‍‌ ​ ​‍ ‍‌ ​ ‌‍​‌‌‍ ‍‌‍‍‌‌ ‌​‌ ‍‌​‍ ‍‌ ​ ‌ ‌​‌ ‌‌‌‍‌​‌‍‍‌‌‍ ​‍ ‌‍‍‌‌‍ ‍‌ ‌​‌‍‌‌‌‍ ‍‌ ‌​​‍ ‌‍‌‌‌‍‌​‌‍‍‌‌ ‌​​‍ ‌‍ ‌‌‍ ‌‍‌​‌‍‌‌​ ‌‌ ​​‌ ​‍‌‍‌‌‌ ​ ‌‍‌‌‌‍ ‍‌ ‌​‌‍​‌‌ ‌​‌‍‍‌‌‍ ‌‍ ‍​ ‍ ‌‍‍‌‌‍‌​​ ‌‌‍‌‍‌‍ ‌‍ ‌ ‌​‌‍‌‌‌ ​‍​ ‍ ‌ ‌​‌ ‍‌‌ ​​‌‍‌‌​ ‌‌‍‌‍‌‍ ‌‍ ‌ ‌​‌‍‌‌‌ ​‍​ ‍ ‌ ​​‌‍​‌‌ ‌​‌‍‍​​ ‌‌‍​ ‌‍ ‌‍ ​‌ ‌‌‌‍ ‌‌‍ ‍‌ ​ ​‍‌‌​ ‌‌‌​​‍‌‌ ‌‍‍ ‌‍‌‌‌ ‍‌​‍‌‌​ ​ ‌​‌​​‍‌‌​ ​ ‌​‌​​‍‌‌​ ​‍​ ​‍​ ‍​‌‍​‍‌‍‌​​ ​‌‌‍​‍‌‍‌‌‌‍‌‌‌‍‌​‌‍​‌​ ​‍‌‍‌‌‌‍​‌​‍‌‌​ ​‍​ ​‍​‍‌‌​ ‌‌‌​‌​​‍ ‍‌‍ ​‌‍‍‌‌‍ ‍‌‍‍ ‌ ​ ​‍‌‌​ ‌‌‌​​‍‌‌ ‌‍‍ ‌‍‌‌‌ ‍‌​‍‌‌​ ​ ‌​‌​​‍‌‌​ ​ ‌​‌​​‍‌‌​ ​‍​ ​‍​ ​ ​ ‌ ​ ‍​​ ​‌‌‍‌​​ ​‍‌‍‌​‌‍​‍‌‍‌‌​ ‌ ​ ​‍​ ​​​ ‌‍​ ‍‌​ ‌‌​ ​ ​ ​‍​ ‌​‌‍‌‍‌‍‌‍‌‍​‌​ ‌‌​ ‌‌‌‍​‍‌‍​ ‌‍‌‌​ ‌‌‌‍‌‌‌‍​ ‌‍​‌​ ‍​​ ​‍​‍‌‌​ ​‍​ ​‍​‍‌‌​ ‌‌‌​‌​​‍ ‍‌‍ ‍‌‍​‌‌‍ ‌‌‍‌‌​ ‌‍​‍‌‍​‌‌ ​ ‌‍‌‌‌‌‌‌‌ ​‍‌‍ ​​ ‌‌‍‍​‌ ‌​‌ ‌​‌ ​​‌ ​ ​‍‌‌​ ​ ‌​​‌​‍‌‌​ ​‍‌​‌‍​‍‌‌​ ​‍‌​‌‍‌‍​ ‌‍‍​‌‍‌‌‌‍ ​‌ ​ ‌‍‌‌‌‍​‌‌ ​​‌‍‍‌‌‍‌‌‌ ​‍‌ ​ ​‍ ‍‌ ​ ‌‍​‌‌‍ ‍‌‍‍‌‌ ‌​‌ ‍‌​‍ ‍‌ ​ ‌ ‌​‌ ‌‌‌‍‌​‌‍‍‌‌‍ ​‍‌‍‌‍‍‌‌‍‌​​ ‌‌‍‌‍‌‍ ‌‍ ‌ ‌​‌‍‌‌‌ ​‍​‍‌‍‌ ‌​‌ ‍‌‌ ​​‌‍‌‌​ ‌‌‍‌‍‌‍ ‌‍ ‌ ‌​‌‍‌‌‌ ​‍​‍‌‍‌ ​​‌‍​‌‌ ‌​‌‍‍​​ ‌‌‍​ ‌‍ ‌‍ ​‌ ‌‌‌‍ ‌‌‍ ‍‌ ​ ​‍‌‌​ ‌‌‌​​‍‌‌ ‌‍‍ ‌‍‌‌‌ ‍‌​‍‌‌​ ​ ‌​‌​​‍‌‌​ ​ ‌​‌​​‍‌‌​ ​‍​ ​‍​ ‍​‌‍​‍‌‍‌​​ ​‌‌‍​‍‌‍‌‌‌‍‌‌‌‍‌​‌‍​‌​ ​‍‌‍‌‌‌‍​‌​‍‌‌​ ​‍​ ​‍​‍‌‌​ ‌‌‌​‌​​‍ ‍‌‍ ​‌‍‍‌‌‍ ‍‌‍‍ ‌ ​ ​‍‌‌​ ‌‌‌​​‍‌‌ ‌‍‍ ‌‍‌‌‌ ‍‌​‍‌‌​ ​ ‌​‌​​‍‌‌​ ​ ‌​‌​​‍‌‌​ ​‍​ ​‍​ ​ ​ ‌ ​ ‍​​ ​‌‌‍‌​​ ​‍‌‍‌​‌‍​‍‌‍‌‌​ ‌ ​ ​‍​ ​​​ ‌‍​ ‍‌​ ‌‌​ ​ ​ ​‍​ ‌​‌‍‌‍‌‍‌‍‌‍​‌​ ‌‌​ ‌‌‌‍​‍‌‍​ ‌‍‌‌​ ‌‌‌‍‌‌‌‍​ ‌‍​‌​ ‍​​ ​‍​‍‌‌​ ​‍​ ​‍​‍‌‌​ ‌‌‌​‌​​‍ ‍‌‍ ‍‌‍​‌‌‍ ‌‌‍‌‌​‍‌‍‌ ​​‌‍‌‌‌ ​‍‌ ​ ‌ ​​‌‍‌‌‌‍​ ‌ ‌​‌‍‍‌‌ ‌‍‌‍‌‌​ ‌‌ ​​‌ ‌‌‌‍​‍‌‍ ​‌‍‍‌‌ ​ ‌‍‍​‌‍‌‌‌‍‌​​‍​‍‌ ‌
@chelseapiersct​​​​‌ ‍ ​‍​‍‌‍ ‌ ​‍‌‍‍‌‌‍‌ ‌‍‍‌‌‍ ‍​‍​‍​ ‍‍​‍​‍‌ ​ ‌‍​‌‌‍ ‍‌‍‍‌‌ ‌​‌ ‍‌​‍ ‍‌‍‍‌‌‍ ​‍​‍​‍ ​​‍​‍‌‍‍​‌ ​‍‌‍‌‌‌‍‌‍​‍​‍​ ‍‍​‍​‍‌‍‍​‌ ‌​‌ ‌​‌ ​​‌ ​ ​ ‍‍​‍ ​‍ ‌‍​ ‌‍‍​‌‍‌‌‌‍ ​‌ ​ ‌‍‌‌‌‍​‌‌ ​​‌‍‍‌‌‍‌‌‌ ​‍‌ ​ ​‍ ‍‌ ​ ‌‍​‌‌‍ ‍‌‍‍‌‌ ‌​‌ ‍‌​‍ ‍‌ ​ ‌ ‌​‌ ‌‌‌‍‌​‌‍‍‌‌‍ ​‍ ‌‍‍‌‌‍ ‍‌ ‌​‌‍‌‌‌‍ ‍‌ ‌​​‍ ‌‍‌‌‌‍‌​‌‍‍‌‌ ‌​​‍ ‌‍ ‌‌‍ ‌‍‌​‌‍‌‌​ ‌‌ ​​‌ ​‍‌‍‌‌‌ ​ ‌‍‌‌‌‍ ‍‌ ‌​‌‍​‌‌ ‌​‌‍‍‌‌‍ ‌‍ ‍​ ‍ ‌‍‍‌‌‍‌​​ ‌‌‍‌‍‌‍ ‌‍ ‌ ‌​‌‍‌‌‌ ​‍​ ‍ ‌ ‌​‌ ‍‌‌ ​​‌‍‌‌​ ‌‌‍‌‍‌‍ ‌‍ ‌ ‌​‌‍‌‌‌ ​‍​ ‍ ‌ ​​‌‍​‌‌ ‌​‌‍‍​​ ‌‌‍​ ‌‍ ‌‍ ​‌ ‌‌‌‍ ‌‌‍ ‍‌ ​ ​‍‌‌​ ‌‌‌​​‍‌‌ ‌‍‍ ‌‍‌‌‌ ‍‌​‍‌‌​ ​ ‌​‌​​‍‌‌​ ​ ‌​‌​​‍‌‌​ ​‍​ ​‍​ ‍​‌‍​‍‌‍‌​​ ​‌‌‍​‍‌‍‌‌‌‍‌‌‌‍‌​‌‍​‌​ ​‍‌‍‌‌‌‍​‌​‍‌‌​ ​‍​ ​‍​‍‌‌​ ‌‌‌​‌​​‍ ‍‌‍ ​‌‍‍‌‌‍ ‍‌‍‍ ‌ ​ ​‍‌‌​ ‌‌‌​​‍‌‌ ‌‍‍ ‌‍‌‌‌ ‍‌​‍‌‌​ ​ ‌​‌​​‍‌‌​ ​ ‌​‌​​‍‌‌​ ​‍​ ​‍‌‍​‌‌‍‌​​ ‌ ‌‍‌‌‌‍​ ​ ‌‌​ ‌‍​ ‌​​ ​​​ ‌ ‌‍​‍‌‍​‌‌‍‌​​ ‌‍‌‍‌‍​ ‍​​ ‍‌‌‍‌‍‌‍​‍​ ‌‍‌‍​‍​ ​​​ ‌​​ ​ ‌‍‌​‌‍​‍​ ​‌​ ‌‍​ ​ ​ ‌ ​ ​‌​ ‌‍​‍‌‌​ ​‍​ ​‍​‍‌‌​ ‌‌‌​‌​​‍ ‍‌‍ ‍‌‍​‌‌‍ ‌‌‍‌‌​ ‌‍​‍‌‍​‌‌ ​ ‌‍‌‌‌‌‌‌‌ ​‍‌‍ ​​ ‌‌‍‍​‌ ‌​‌ ‌​‌ ​​‌ ​ ​‍‌‌​ ​ ‌​​‌​‍‌‌​ ​‍‌​‌‍​‍‌‌​ ​‍‌​‌‍‌‍​ ‌‍‍​‌‍‌‌‌‍ ​‌ ​ ‌‍‌‌‌‍​‌‌ ​​‌‍‍‌‌‍‌‌‌ ​‍‌ ​ ​‍ ‍‌ ​ ‌‍​‌‌‍ ‍‌‍‍‌‌ ‌​‌ ‍‌​‍ ‍‌ ​ ‌ ‌​‌ ‌‌‌‍‌​‌‍‍‌‌‍ ​‍‌‍‌‍‍‌‌‍‌​​ ‌‌‍‌‍‌‍ ‌‍ ‌ ‌​‌‍‌‌‌ ​‍​‍‌‍‌ ‌​‌ ‍‌‌ ​​‌‍‌‌​ ‌‌‍‌‍‌‍ ‌‍ ‌ ‌​‌‍‌‌‌ ​‍​‍‌‍‌ ​​‌‍​‌‌ ‌​‌‍‍​​ ‌‌‍​ ‌‍ ‌‍ ​‌ ‌‌‌‍ ‌‌‍ ‍‌ ​ ​‍‌‌​ ‌‌‌​​‍‌‌ ‌‍‍ ‌‍‌‌‌ ‍‌​‍‌‌​ ​ ‌​‌​​‍‌‌​ ​ ‌​‌​​‍‌‌​ ​‍​ ​‍​ ‍​‌‍​‍‌‍‌​​ ​‌‌‍​‍‌‍‌‌‌‍‌‌‌‍‌​‌‍​‌​ ​‍‌‍‌‌‌‍​‌​‍‌‌​ ​‍​ ​‍​‍‌‌​ ‌‌‌​‌​​‍ ‍‌‍ ​‌‍‍‌‌‍ ‍‌‍‍ ‌ ​ ​‍‌‌​ ‌‌‌​​‍‌‌ ‌‍‍ ‌‍‌‌‌ ‍‌​‍‌‌​ ​ ‌​‌​​‍‌‌​ ​ ‌​‌​​‍‌‌​ ​‍​ ​‍‌‍​‌‌‍‌​​ ‌ ‌‍‌‌‌‍​ ​ ‌‌​ ‌‍​ ‌​​ ​​​ ‌ ‌‍​‍‌‍​‌‌‍‌​​ ‌‍‌‍‌‍​ ‍​​ ‍‌‌‍‌‍‌‍​‍​ ‌‍‌‍​‍​ ​​​ ‌​​ ​ ‌‍‌​‌‍​‍​ ​‌​ ‌‍​ ​ ​ ‌ ​ ​‌​ ‌‍​‍‌‌​ ​‍​ ​‍​‍‌‌​ ‌‌‌​‌​​‍ ‍‌‍ ‍‌‍​‌‌‍ ‌‌‍‌‌​‍‌‍‌ ​​‌‍‌‌‌ ​‍‌ ​ ‌ ​​‌‍‌‌‌‍​ ‌ ‌​‌‍‍‌‌ ‌‍‌‍‌‌​ ‌‌ ​​‌ ‌‌‌‍​‍‌‍ ​‌‍‍‌‌ ​ ‌‍‍​‌‍‌‌‌‍‌​​‍​‍‌ ‌
Locations​​​​‌ ‍ ​‍​‍‌‍ ‌ ​‍‌‍‍‌‌‍‌ ‌‍‍‌‌‍ ‍​‍​‍​ ‍‍​‍​‍‌ ​ ‌‍​‌‌‍ ‍‌‍‍‌‌ ‌​‌ ‍‌​‍ ‍‌‍‍‌‌‍ ​‍​‍​‍ ​​‍​‍‌‍‍​‌ ​‍‌‍‌‌‌‍‌‍​‍​‍​ ‍‍​‍​‍‌‍‍​‌ ‌​‌ ‌​‌ ​​‌ ​ ​ ‍‍​‍ ​‍ ‌‍​ ‌‍‍​‌‍‌‌‌‍ ​‌ ​ ‌‍‌‌‌‍​‌‌ ​​‌‍‍‌‌‍‌‌‌ ​‍‌ ​ ​‍ ‍‌ ​ ‌‍​‌‌‍ ‍‌‍‍‌‌ ‌​‌ ‍‌​‍ ‍‌ ​ ‌ ‌​‌ ‌‌‌‍‌​‌‍‍‌‌‍ ​‍ ‌‍‍‌‌‍ ‍‌ ‌​‌‍‌‌‌‍ ‍‌ ‌​​‍ ‌‍‌‌‌‍‌​‌‍‍‌‌ ‌​​‍ ‌‍ ‌‌‍ ‌‍‌​‌‍‌‌​ ‌‌ ​​‌ ​‍‌‍‌‌‌ ​ ‌‍‌‌‌‍ ‍‌ ‌​‌‍​‌‌ ‌​‌‍‍‌‌‍ ‌‍ ‍​ ‍ ‌‍‍‌‌‍‌​​ ‌‌‍‌‍‌‍ ‌‍ ‌ ‌​‌‍‌‌‌ ​‍​ ‍ ‌ ‌​‌ ‍‌‌ ​​‌‍‌‌​ ‌‌‍‌‍‌‍ ‌‍ ‌ ‌​‌‍‌‌‌ ​‍​ ‍ ‌ ​​‌‍​‌‌ ‌​‌‍‍​​ ‌‌‍​ ‌‍ ‌‍ ​‌ ‌‌‌‍ ‌‌‍ ‍‌ ​ ​‍‌‌​ ‌‌‌​​‍‌‌ ‌‍‍ ‌‍‌‌‌ ‍‌​‍‌‌​ ​ ‌​‌​​‍‌‌​ ​ ‌​‌​​‍‌‌​ ​‍​ ​‍‌‍‌‌‌‍​‍​ ​‍​ ‍​‌‍​ ​ ‌‌‌‍​ ‌‍​ ‌‍‌‌‌‍​‍‌‍​‌​ ​‌​‍‌‌​ ​‍​ ​‍​‍‌‌​ ‌‌‌​‌​​‍ ‍‌ ‌​‌‍‍‌‌ ‌​‌‍ ​‌‍‌‌​ ‌‍​‍‌‍​‌‌ ​ ‌‍‌‌‌‌‌‌‌ ​‍‌‍ ​​ ‌‌‍‍​‌ ‌​‌ ‌​‌ ​​‌ ​ ​‍‌‌​ ​ ‌​​‌​‍‌‌​ ​‍‌​‌‍​‍‌‌​ ​‍‌​‌‍‌‍​ ‌‍‍​‌‍‌‌‌‍ ​‌ ​ ‌‍‌‌‌‍​‌‌ ​​‌‍‍‌‌‍‌‌‌ ​‍‌ ​ ​‍ ‍‌ ​ ‌‍​‌‌‍ ‍‌‍‍‌‌ ‌​‌ ‍‌​‍ ‍‌ ​ ‌ ‌​‌ ‌‌‌‍‌​‌‍‍‌‌‍ ​‍‌‍‌‍‍‌‌‍‌​​ ‌‌‍‌‍‌‍ ‌‍ ‌ ‌​‌‍‌‌‌ ​‍​‍‌‍‌ ‌​‌ ‍‌‌ ​​‌‍‌‌​ ‌‌‍‌‍‌‍ ‌‍ ‌ ‌​‌‍‌‌‌ ​‍​‍‌‍‌ ​​‌‍​‌‌ ‌​‌‍‍​​ ‌‌‍​ ‌‍ ‌‍ ​‌ ‌‌‌‍ ‌‌‍ ‍‌ ​ ​‍‌‌​ ‌‌‌​​‍‌‌ ‌‍‍ ‌‍‌‌‌ ‍‌​‍‌‌​ ​ ‌​‌​​‍‌‌​ ​ ‌​‌​​‍‌‌​ ​‍​ ​‍‌‍‌‌‌‍​‍​ ​‍​ ‍​‌‍​ ​ ‌‌‌‍​ ‌‍​ ‌‍‌‌‌‍​‍‌‍​‌​ ​‌​‍‌‌​ ​‍​ ​‍​‍‌‌​ ‌‌‌​‌​​‍ ‍‌ ‌​‌‍‍‌‌ ‌​‌‍ ​‌‍‌‌​‍‌‍‌ ​​‌‍‌‌‌ ​‍‌ ​ ‌ ​​‌‍‌‌‌‍​ ‌ ‌​‌‍‍‌‌ ‌‍‌‍‌‌​ ‌‌ ​​‌ ‌‌‌‍​‍‌‍ ​‌‍‍‌‌ ​ ‌‍‍​‌‍‌‌‌‍‌​​‍​‍‌ ‌
Fitness​​​​‌ ‍ ​‍​‍‌‍ ‌ ​‍‌‍‍‌‌‍‌ ‌‍‍‌‌‍ ‍​‍​‍​ ‍‍​‍​‍‌ ​ ‌‍​‌‌‍ ‍‌‍‍‌‌ ‌​‌ ‍‌​‍ ‍‌‍‍‌‌‍ ​‍​‍​‍ ​​‍​‍‌‍‍​‌ ​‍‌‍‌‌‌‍‌‍​‍​‍​ ‍‍​‍​‍‌‍‍​‌ ‌​‌ ‌​‌ ​​‌ ​ ​ ‍‍​‍ ​‍ ‌‍​ ‌‍‍​‌‍‌‌‌‍ ​‌ ​ ‌‍‌‌‌‍​‌‌ ​​‌‍‍‌‌‍‌‌‌ ​‍‌ ​ ​‍ ‍‌ ​ ‌‍​‌‌‍ ‍‌‍‍‌‌ ‌​‌ ‍‌​‍ ‍‌ ​ ‌ ‌​‌ ‌‌‌‍‌​‌‍‍‌‌‍ ​‍ ‌‍‍‌‌‍ ‍‌ ‌​‌‍‌‌‌‍ ‍‌ ‌​​‍ ‌‍‌‌‌‍‌​‌‍‍‌‌ ‌​​‍ ‌‍ ‌‌‍ ‌‍‌​‌‍‌‌​ ‌‌ ​​‌ ​‍‌‍‌‌‌ ​ ‌‍‌‌‌‍ ‍‌ ‌​‌‍​‌‌ ‌​‌‍‍‌‌‍ ‌‍ ‍​ ‍ ‌‍‍‌‌‍‌​​ ‌‌‍‌‍‌‍ ‌‍ ‌ ‌​‌‍‌‌‌ ​‍​ ‍ ‌ ‌​‌ ‍‌‌ ​​‌‍‌‌​ ‌‌‍‌‍‌‍ ‌‍ ‌ ‌​‌‍‌‌‌ ​‍​ ‍ ‌ ​​‌‍​‌‌ ‌​‌‍‍​​ ‌‌‍​ ‌‍ ‌‍ ​‌ ‌‌‌‍ ‌‌‍ ‍‌ ​ ​‍‌‌​ ‌‌‌​​‍‌‌ ‌‍‍ ‌‍‌‌‌ ‍‌​‍‌‌​ ​ ‌​‌​​‍‌‌​ ​ ‌​‌​​‍‌‌​ ​‍​ ​‍‌‍‌‌‌‍​‍​ ​‍​ ‍​‌‍​ ​ ‌‌‌‍​ ‌‍​ ‌‍‌‌‌‍​‍‌‍​‌​ ​‌​‍‌‌​ ​‍​ ​‍​‍‌‌​ ‌‌‌​‌​​‍ ‍‌‍ ​‌‍‍‌‌‍ ‍‌‍‍ ‌ ​ ​‍‌‌​ ‌‌‌​​‍‌‌ ‌‍‍ ‌‍‌‌‌ ‍‌​‍‌‌​ ​ ‌​‌​​‍‌‌​ ​ ‌​‌​​‍‌‌​ ​‍​ ​‍​ ​‍​ ​ ​ ​ ‌‍​ ‌‍‌‌​ ‍​​ ‌‍​ ​‌​ ‌​‌‍​‌‌‍​ ​ ‍‌​‍‌‌​ ​‍​ ​‍​‍‌‌​ ‌‌‌​‌​​‍ ‍‌‍ ‍‌‍​‌‌‍ ‌‌‍‌‌​ ‌‍​‍‌‍​‌‌ ​ ‌‍‌‌‌‌‌‌‌ ​‍‌‍ ​​ ‌‌‍‍​‌ ‌​‌ ‌​‌ ​​‌ ​ ​‍‌‌​ ​ ‌​​‌​‍‌‌​ ​‍‌​‌‍​‍‌‌​ ​‍‌​‌‍‌‍​ ‌‍‍​‌‍‌‌‌‍ ​‌ ​ ‌‍‌‌‌‍​‌‌ ​​‌‍‍‌‌‍‌‌‌ ​‍‌ ​ ​‍ ‍‌ ​ ‌‍​‌‌‍ ‍‌‍‍‌‌ ‌​‌ ‍‌​‍ ‍‌ ​ ‌ ‌​‌ ‌‌‌‍‌​‌‍‍‌‌‍ ​‍‌‍‌‍‍‌‌‍‌​​ ‌‌‍‌‍‌‍ ‌‍ ‌ ‌​‌‍‌‌‌ ​‍​‍‌‍‌ ‌​‌ ‍‌‌ ​​‌‍‌‌​ ‌‌‍‌‍‌‍ ‌‍ ‌ ‌​‌‍‌‌‌ ​‍​‍‌‍‌ ​​‌‍​‌‌ ‌​‌‍‍​​ ‌‌‍​ ‌‍ ‌‍ ​‌ ‌‌‌‍ ‌‌‍ ‍‌ ​ ​‍‌‌​ ‌‌‌​​‍‌‌ ‌‍‍ ‌‍‌‌‌ ‍‌​‍‌‌​ ​ ‌​‌​​‍‌‌​ ​ ‌​‌​​‍‌‌​ ​‍​ ​‍‌‍‌‌‌‍​‍​ ​‍​ ‍​‌‍​ ​ ‌‌‌‍​ ‌‍​ ‌‍‌‌‌‍​‍‌‍​‌​ ​‌​‍‌‌​ ​‍​ ​‍​‍‌‌​ ‌‌‌​‌​​‍ ‍‌‍ ​‌‍‍‌‌‍ ‍‌‍‍ ‌ ​ ​‍‌‌​ ‌‌‌​​‍‌‌ ‌‍‍ ‌‍‌‌‌ ‍‌​‍‌‌​ ​ ‌​‌​​‍‌‌​ ​ ‌​‌​​‍‌‌​ ​‍​ ​‍​ ​‍​ ​ ​ ​ ‌‍​ ‌‍‌‌​ ‍​​ ‌‍​ ​‌​ ‌​‌‍​‌‌‍​ ​ ‍‌​‍‌‌​ ​‍​ ​‍​‍‌‌​ ‌‌‌​‌​​‍ ‍‌‍ ‍‌‍​‌‌‍ ‌‌‍‌‌​‍‌‍‌ ​​‌‍‌‌‌ ​‍‌ ​ ‌ ​​‌‍‌‌‌‍​ ‌ ‌​‌‍‍‌‌ ‌‍‌‍‌‌​ ‌‌ ​​‌ ‌‌‌‍​‍‌‍ ​‌‍‍‌‌ ​ ‌‍‍​‌‍‌‌‌‍‌​​‍​‍‌ ‌
Field House Manhattan​​​​‌ ‍ ​‍​‍‌‍ ‌ ​‍‌‍‍‌‌‍‌ ‌‍‍‌‌‍ ‍​‍​‍​ ‍‍​‍​‍‌ ​ ‌‍​‌‌‍ ‍‌‍‍‌‌ ‌​‌ ‍‌​‍ ‍‌‍‍‌‌‍ ​‍​‍​‍ ​​‍​‍‌‍‍​‌ ​‍‌‍‌‌‌‍‌‍​‍​‍​ ‍‍​‍​‍‌‍‍​‌ ‌​‌ ‌​‌ ​​‌ ​ ​ ‍‍​‍ ​‍ ‌‍​ ‌‍‍​‌‍‌‌‌‍ ​‌ ​ ‌‍‌‌‌‍​‌‌ ​​‌‍‍‌‌‍‌‌‌ ​‍‌ ​ ​‍ ‍‌ ​ ‌‍​‌‌‍ ‍‌‍‍‌‌ ‌​‌ ‍‌​‍ ‍‌ ​ ‌ ‌​‌ ‌‌‌‍‌​‌‍‍‌‌‍ ​‍ ‌‍‍‌‌‍ ‍‌ ‌​‌‍‌‌‌‍ ‍‌ ‌​​‍ ‌‍‌‌‌‍‌​‌‍‍‌‌ ‌​​‍ ‌‍ ‌‌‍ ‌‍‌​‌‍‌‌​ ‌‌ ​​‌ ​‍‌‍‌‌‌ ​ ‌‍‌‌‌‍ ‍‌ ‌​‌‍​‌‌ ‌​‌‍‍‌‌‍ ‌‍ ‍​ ‍ ‌‍‍‌‌‍‌​​ ‌‌‍‌‍‌‍ ‌‍ ‌ ‌​‌‍‌‌‌ ​‍​ ‍ ‌ ‌​‌ ‍‌‌ ​​‌‍‌‌​ ‌‌‍‌‍‌‍ ‌‍ ‌ ‌​‌‍‌‌‌ ​‍​ ‍ ‌ ​​‌‍​‌‌ ‌​‌‍‍​​ ‌‌‍​ ‌‍ ‌‍ ​‌ ‌‌‌‍ ‌‌‍ ‍‌ ​ ​‍‌‌​ ‌‌‌​​‍‌‌ ‌‍‍ ‌‍‌‌‌ ‍‌​‍‌‌​ ​ ‌​‌​​‍‌‌​ ​ ‌​‌​​‍‌‌​ ​‍​ ​‍‌‍‌‌‌‍​‍​ ​‍​ ‍​‌‍​ ​ ‌‌‌‍​ ‌‍​ ‌‍‌‌‌‍​‍‌‍​‌​ ​‌​‍‌‌​ ​‍​ ​‍​‍‌‌​ ‌‌‌​‌​​‍ ‍‌‍ ​‌‍‍‌‌‍ ‍‌‍‍ ‌ ​ ​‍‌‌​ ‌‌‌​​‍‌‌ ‌‍‍ ‌‍‌‌‌ ‍‌​‍‌‌​ ​ ‌​‌​​‍‌‌​ ​ ‌​‌​​‍‌‌​ ​‍​ ​‍​ ​‌​ ​ ​ ​‌‌‍​‍​ ​​​ ​‌‌‍​‌​ ‌ ​ ​‍​ ​‍​ ‌‍​ ‌​​‍‌‌​ ​‍​ ​‍​‍‌‌​ ‌‌‌​‌​​‍ ‍‌‍ ‍‌‍​‌‌‍ ‌‌‍‌‌​ ‌‍​‍‌‍​‌‌ ​ ‌‍‌‌‌‌‌‌‌ ​‍‌‍ ​​ ‌‌‍‍​‌ ‌​‌ ‌​‌ ​​‌ ​ ​‍‌‌​ ​ ‌​​‌​‍‌‌​ ​‍‌​‌‍​‍‌‌​ ​‍‌​‌‍‌‍​ ‌‍‍​‌‍‌‌‌‍ ​‌ ​ ‌‍‌‌‌‍​‌‌ ​​‌‍‍‌‌‍‌‌‌ ​‍‌ ​ ​‍ ‍‌ ​ ‌‍​‌‌‍ ‍‌‍‍‌‌ ‌​‌ ‍‌​‍ ‍‌ ​ ‌ ‌​‌ ‌‌‌‍‌​‌‍‍‌‌‍ ​‍‌‍‌‍‍‌‌‍‌​​ ‌‌‍‌‍‌‍ ‌‍ ‌ ‌​‌‍‌‌‌ ​‍​‍‌‍‌ ‌​‌ ‍‌‌ ​​‌‍‌‌​ ‌‌‍‌‍‌‍ ‌‍ ‌ ‌​‌‍‌‌‌ ​‍​‍‌‍‌ ​​‌‍​‌‌ ‌​‌‍‍​​ ‌‌‍​ ‌‍ ‌‍ ​‌ ‌‌‌‍ ‌‌‍ ‍‌ ​ ​‍‌‌​ ‌‌‌​​‍‌‌ ‌‍‍ ‌‍‌‌‌ ‍‌​‍‌‌​ ​ ‌​‌​​‍‌‌​ ​ ‌​‌​​‍‌‌​ ​‍​ ​‍‌‍‌‌‌‍​‍​ ​‍​ ‍​‌‍​ ​ ‌‌‌‍​ ‌‍​ ‌‍‌‌‌‍​‍‌‍​‌​ ​‌​‍‌‌​ ​‍​ ​‍​‍‌‌​ ‌‌‌​‌​​‍ ‍‌‍ ​‌‍‍‌‌‍ ‍‌‍‍ ‌ ​ ​‍‌‌​ ‌‌‌​​‍‌‌ ‌‍‍ ‌‍‌‌‌ ‍‌​‍‌‌​ ​ ‌​‌​​‍‌‌​ ​ ‌​‌​​‍‌‌​ ​‍​ ​‍​ ​‌​ ​ ​ ​‌‌‍​‍​ ​​​ ​‌‌‍​‌​ ‌ ​ ​‍​ ​‍​ ‌‍​ ‌​​‍‌‌​ ​‍​ ​‍​‍‌‌​ ‌‌‌​‌​​‍ ‍‌‍ ‍‌‍​‌‌‍ ‌‌‍‌‌​‍‌‍‌ ​​‌‍‌‌‌ ​‍‌ ​ ‌ ​​‌‍‌‌‌‍​ ‌ ‌​‌‍‍‌‌ ‌‍‌‍‌‌​ ‌‌ ​​‌ ‌‌‌‍​‍‌‍ ​‌‍‍‌‌ ​ ‌‍‍​‌‍‌‌‌‍‌​​‍​‍‌ ‌
Field House Brooklyn​​​​‌ ‍ ​‍​‍‌‍ ‌ ​‍‌‍‍‌‌‍‌ ‌‍‍‌‌‍ ‍​‍​‍​ ‍‍​‍​‍‌ ​ ‌‍​‌‌‍ ‍‌‍‍‌‌ ‌​‌ ‍‌​‍ ‍‌‍‍‌‌‍ ​‍​‍​‍ ​​‍​‍‌‍‍​‌ ​‍‌‍‌‌‌‍‌‍​‍​‍​ ‍‍​‍​‍‌‍‍​‌ ‌​‌ ‌​‌ ​​‌ ​ ​ ‍‍​‍ ​‍ ‌‍​ ‌‍‍​‌‍‌‌‌‍ ​‌ ​ ‌‍‌‌‌‍​‌‌ ​​‌‍‍‌‌‍‌‌‌ ​‍‌ ​ ​‍ ‍‌ ​ ‌‍​‌‌‍ ‍‌‍‍‌‌ ‌​‌ ‍‌​‍ ‍‌ ​ ‌ ‌​‌ ‌‌‌‍‌​‌‍‍‌‌‍ ​‍ ‌‍‍‌‌‍ ‍‌ ‌​‌‍‌‌‌‍ ‍‌ ‌​​‍ ‌‍‌‌‌‍‌​‌‍‍‌‌ ‌​​‍ ‌‍ ‌‌‍ ‌‍‌​‌‍‌‌​ ‌‌ ​​‌ ​‍‌‍‌‌‌ ​ ‌‍‌‌‌‍ ‍‌ ‌​‌‍​‌‌ ‌​‌‍‍‌‌‍ ‌‍ ‍​ ‍ ‌‍‍‌‌‍‌​​ ‌‌‍‌‍‌‍ ‌‍ ‌ ‌​‌‍‌‌‌ ​‍​ ‍ ‌ ‌​‌ ‍‌‌ ​​‌‍‌‌​ ‌‌‍‌‍‌‍ ‌‍ ‌ ‌​‌‍‌‌‌ ​‍​ ‍ ‌ ​​‌‍​‌‌ ‌​‌‍‍​​ ‌‌‍​ ‌‍ ‌‍ ​‌ ‌‌‌‍ ‌‌‍ ‍‌ ​ ​‍‌‌​ ‌‌‌​​‍‌‌ ‌‍‍ ‌‍‌‌‌ ‍‌​‍‌‌​ ​ ‌​‌​​‍‌‌​ ​ ‌​‌​​‍‌‌​ ​‍​ ​‍‌‍‌‌‌‍​‍​ ​‍​ ‍​‌‍​ ​ ‌‌‌‍​ ‌‍​ ‌‍‌‌‌‍​‍‌‍​‌​ ​‌​‍‌‌​ ​‍​ ​‍​‍‌‌​ ‌‌‌​‌​​‍ ‍‌‍ ​‌‍‍‌‌‍ ‍‌‍‍ ‌ ​ ​‍‌‌​ ‌‌‌​​‍‌‌ ‌‍‍ ‌‍‌‌‌ ‍‌​‍‌‌​ ​ ‌​‌​​‍‌‌​ ​ ‌​‌​​‍‌‌​ ​‍​ ​‍​ ‌‍​ ‍​​ ‌ ‌‍‌​​ ​‌​ ​‍​ ‌‌​ ‌‍​ ​‍​ ​‌‌‍​ ​ ​‌​‍‌‌​ ​‍​ ​‍​‍‌‌​ ‌‌‌​‌​​‍ ‍‌‍ ‍‌‍​‌‌‍ ‌‌‍‌‌​ ‌‍​‍‌‍​‌‌ ​ ‌‍‌‌‌‌‌‌‌ ​‍‌‍ ​​ ‌‌‍‍​‌ ‌​‌ ‌​‌ ​​‌ ​ ​‍‌‌​ ​ ‌​​‌​‍‌‌​ ​‍‌​‌‍​‍‌‌​ ​‍‌​‌‍‌‍​ ‌‍‍​‌‍‌‌‌‍ ​‌ ​ ‌‍‌‌‌‍​‌‌ ​​‌‍‍‌‌‍‌‌‌ ​‍‌ ​ ​‍ ‍‌ ​ ‌‍​‌‌‍ ‍‌‍‍‌‌ ‌​‌ ‍‌​‍ ‍‌ ​ ‌ ‌​‌ ‌‌‌‍‌​‌‍‍‌‌‍ ​‍‌‍‌‍‍‌‌‍‌​​ ‌‌‍‌‍‌‍ ‌‍ ‌ ‌​‌‍‌‌‌ ​‍​‍‌‍‌ ‌​‌ ‍‌‌ ​​‌‍‌‌​ ‌‌‍‌‍‌‍ ‌‍ ‌ ‌​‌‍‌‌‌ ​‍​‍‌‍‌ ​​‌‍​‌‌ ‌​‌‍‍​​ ‌‌‍​ ‌‍ ‌‍ ​‌ ‌‌‌‍ ‌‌‍ ‍‌ ​ ​‍‌‌​ ‌‌‌​​‍‌‌ ‌‍‍ ‌‍‌‌‌ ‍‌​‍‌‌​ ​ ‌​‌​​‍‌‌​ ​ ‌​‌​​‍‌‌​ ​‍​ ​‍‌‍‌‌‌‍​‍​ ​‍​ ‍​‌‍​ ​ ‌‌‌‍​ ‌‍​ ‌‍‌‌‌‍​‍‌‍​‌​ ​‌​‍‌‌​ ​‍​ ​‍​‍‌‌​ ‌‌‌​‌​​‍ ‍‌‍ ​‌‍‍‌‌‍ ‍‌‍‍ ‌ ​ ​‍‌‌​ ‌‌‌​​‍‌‌ ‌‍‍ ‌‍‌‌‌ ‍‌​‍‌‌​ ​ ‌​‌​​‍‌‌​ ​ ‌​‌​​‍‌‌​ ​‍​ ​‍​ ‌‍​ ‍​​ ‌ ‌‍‌​​ ​‌​ ​‍​ ‌‌​ ‌‍​ ​‍​ ​‌‌‍​ ​ ​‌​‍‌‌​ ​‍​ ​‍​‍‌‌​ ‌‌‌​‌​​‍ ‍‌‍ ‍‌‍​‌‌‍ ‌‌‍‌‌​‍‌‍‌ ​​‌‍‌‌‌ ​‍‌ ​ ‌ ​​‌‍‌‌‌‍​ ‌ ‌​‌‍‍‌‌ ‌‍‌‍‌‌​ ‌‌ ​​‌ ‌‌‌‍​‍‌‍ ​‌‍‍‌‌ ​ ‌‍‍​‌‍‌‌‌‍‌​​‍​‍‌ ‌
Sky Rink​​​​‌ ‍ ​‍​‍‌‍ ‌ ​‍‌‍‍‌‌‍‌ ‌‍‍‌‌‍ ‍​‍​‍​ ‍‍​‍​‍‌ ​ ‌‍​‌‌‍ ‍‌‍‍‌‌ ‌​‌ ‍‌​‍ ‍‌‍‍‌‌‍ ​‍​‍​‍ ​​‍​‍‌‍‍​‌ ​‍‌‍‌‌‌‍‌‍​‍​‍​ ‍‍​‍​‍‌‍‍​‌ ‌​‌ ‌​‌ ​​‌ ​ ​ ‍‍​‍ ​‍ ‌‍​ ‌‍‍​‌‍‌‌‌‍ ​‌ ​ ‌‍‌‌‌‍​‌‌ ​​‌‍‍‌‌‍‌‌‌ ​‍‌ ​ ​‍ ‍‌ ​ ‌‍​‌‌‍ ‍‌‍‍‌‌ ‌​‌ ‍‌​‍ ‍‌ ​ ‌ ‌​‌ ‌‌‌‍‌​‌‍‍‌‌‍ ​‍ ‌‍‍‌‌‍ ‍‌ ‌​‌‍‌‌‌‍ ‍‌ ‌​​‍ ‌‍‌‌‌‍‌​‌‍‍‌‌ ‌​​‍ ‌‍ ‌‌‍ ‌‍‌​‌‍‌‌​ ‌‌ ​​‌ ​‍‌‍‌‌‌ ​ ‌‍‌‌‌‍ ‍‌ ‌​‌‍​‌‌ ‌​‌‍‍‌‌‍ ‌‍ ‍​ ‍ ‌‍‍‌‌‍‌​​ ‌‌‍‌‍‌‍ ‌‍ ‌ ‌​‌‍‌‌‌ ​‍​ ‍ ‌ ‌​‌ ‍‌‌ ​​‌‍‌‌​ ‌‌‍‌‍‌‍ ‌‍ ‌ ‌​‌‍‌‌‌ ​‍​ ‍ ‌ ​​‌‍​‌‌ ‌​‌‍‍​​ ‌‌‍​ ‌‍ ‌‍ ​‌ ‌‌‌‍ ‌‌‍ ‍‌ ​ ​‍‌‌​ ‌‌‌​​‍‌‌ ‌‍‍ ‌‍‌‌‌ ‍‌​‍‌‌​ ​ ‌​‌​​‍‌‌​ ​ ‌​‌​​‍‌‌​ ​‍​ ​‍‌‍‌‌‌‍​‍​ ​‍​ ‍​‌‍​ ​ ‌‌‌‍​ ‌‍​ ‌‍‌‌‌‍​‍‌‍​‌​ ​‌​‍‌‌​ ​‍​ ​‍​‍‌‌​ ‌‌‌​‌​​‍ ‍‌‍ ​‌‍‍‌‌‍ ‍‌‍‍ ‌ ​ ​‍‌‌​ ‌‌‌​​‍‌‌ ‌‍‍ ‌‍‌‌‌ ‍‌​‍‌‌​ ​ ‌​‌​​‍‌‌​ ​ ‌​‌​​‍‌‌​ ​‍​ ​‍​ ‌​​ ‌ ‌‍‌‍‌‍‌‍​ ​​​ ‌‍​ ‌‌​ ‌​‌‍‌​‌‍‌​​ ​‌‌‍​‍​‍‌‌​ ​‍​ ​‍​‍‌‌​ ‌‌‌​‌​​‍ ‍‌‍ ‍‌‍​‌‌‍ ‌‌‍‌‌​ ‌‍​‍‌‍​‌‌ ​ ‌‍‌‌‌‌‌‌‌ ​‍‌‍ ​​ ‌‌‍‍​‌ ‌​‌ ‌​‌ ​​‌ ​ ​‍‌‌​ ​ ‌​​‌​‍‌‌​ ​‍‌​‌‍​‍‌‌​ ​‍‌​‌‍‌‍​ ‌‍‍​‌‍‌‌‌‍ ​‌ ​ ‌‍‌‌‌‍​‌‌ ​​‌‍‍‌‌‍‌‌‌ ​‍‌ ​ ​‍ ‍‌ ​ ‌‍​‌‌‍ ‍‌‍‍‌‌ ‌​‌ ‍‌​‍ ‍‌ ​ ‌ ‌​‌ ‌‌‌‍‌​‌‍‍‌‌‍ ​‍‌‍‌‍‍‌‌‍‌​​ ‌‌‍‌‍‌‍ ‌‍ ‌ ‌​‌‍‌‌‌ ​‍​‍‌‍‌ ‌​‌ ‍‌‌ ​​‌‍‌‌​ ‌‌‍‌‍‌‍ ‌‍ ‌ ‌​‌‍‌‌‌ ​‍​‍‌‍‌ ​​‌‍​‌‌ ‌​‌‍‍​​ ‌‌‍​ ‌‍ ‌‍ ​‌ ‌‌‌‍ ‌‌‍ ‍‌ ​ ​‍‌‌​ ‌‌‌​​‍‌‌ ‌‍‍ ‌‍‌‌‌ ‍‌​‍‌‌​ ​ ‌​‌​​‍‌‌​ ​ ‌​‌​​‍‌‌​ ​‍​ ​‍‌‍‌‌‌‍​‍​ ​‍​ ‍​‌‍​ ​ ‌‌‌‍​ ‌‍​ ‌‍‌‌‌‍​‍‌‍​‌​ ​‌​‍‌‌​ ​‍​ ​‍​‍‌‌​ ‌‌‌​‌​​‍ ‍‌‍ ​‌‍‍‌‌‍ ‍‌‍‍ ‌ ​ ​‍‌‌​ ‌‌‌​​‍‌‌ ‌‍‍ ‌‍‌‌‌ ‍‌​‍‌‌​ ​ ‌​‌​​‍‌‌​ ​ ‌​‌​​‍‌‌​ ​‍​ ​‍​ ‌​​ ‌ ‌‍‌‍‌‍‌‍​ ​​​ ‌‍​ ‌‌​ ‌​‌‍‌​‌‍‌​​ ​‌‌‍​‍​‍‌‌​ ​‍​ ​‍​‍‌‌​ ‌‌‌​‌​​‍ ‍‌‍ ‍‌‍​‌‌‍ ‌‌‍‌‌​‍‌‍‌ ​​‌‍‌‌‌ ​‍‌ ​ ‌ ​​‌‍‌‌‌‍​ ‌ ‌​‌‍‍‌‌ ‌‍‌‍‌‌​ ‌‌ ​​‌ ‌‌‌‍​‍‌‍ ​‌‍‍‌‌ ​ ‌‍‍​‌‍‌‌‌‍‌​​‍​‍‌ ‌
Swim​​​​‌ ‍ ​‍​‍‌‍ ‌ ​‍‌‍‍‌‌‍‌ ‌‍‍‌‌‍ ‍​‍​‍​ ‍‍​‍​‍‌ ​ ‌‍​‌‌‍ ‍‌‍‍‌‌ ‌​‌ ‍‌​‍ ‍‌‍‍‌‌‍ ​‍​‍​‍ ​​‍​‍‌‍‍​‌ ​‍‌‍‌‌‌‍‌‍​‍​‍​ ‍‍​‍​‍‌‍‍​‌ ‌​‌ ‌​‌ ​​‌ ​ ​ ‍‍​‍ ​‍ ‌‍​ ‌‍‍​‌‍‌‌‌‍ ​‌ ​ ‌‍‌‌‌‍​‌‌ ​​‌‍‍‌‌‍‌‌‌ ​‍‌ ​ ​‍ ‍‌ ​ ‌‍​‌‌‍ ‍‌‍‍‌‌ ‌​‌ ‍‌​‍ ‍‌ ​ ‌ ‌​‌ ‌‌‌‍‌​‌‍‍‌‌‍ ​‍ ‌‍‍‌‌‍ ‍‌ ‌​‌‍‌‌‌‍ ‍‌ ‌​​‍ ‌‍‌‌‌‍‌​‌‍‍‌‌ ‌​​‍ ‌‍ ‌‌‍ ‌‍‌​‌‍‌‌​ ‌‌ ​​‌ ​‍‌‍‌‌‌ ​ ‌‍‌‌‌‍ ‍‌ ‌​‌‍​‌‌ ‌​‌‍‍‌‌‍ ‌‍ ‍​ ‍ ‌‍‍‌‌‍‌​​ ‌‌‍‌‍‌‍ ‌‍ ‌ ‌​‌‍‌‌‌ ​‍​ ‍ ‌ ‌​‌ ‍‌‌ ​​‌‍‌‌​ ‌‌‍‌‍‌‍ ‌‍ ‌ ‌​‌‍‌‌‌ ​‍​ ‍ ‌ ​​‌‍​‌‌ ‌​‌‍‍​​ ‌‌‍​ ‌‍ ‌‍ ​‌ ‌‌‌‍ ‌‌‍ ‍‌ ​ ​‍‌‌​ ‌‌‌​​‍‌‌ ‌‍‍ ‌‍‌‌‌ ‍‌​‍‌‌​ ​ ‌​‌​​‍‌‌​ ​ ‌​‌​​‍‌‌​ ​‍​ ​‍‌‍‌‌‌‍​‍​ ​‍​ ‍​‌‍​ ​ ‌‌‌‍​ ‌‍​ ‌‍‌‌‌‍​‍‌‍​‌​ ​‌​‍‌‌​ ​‍​ ​‍​‍‌‌​ ‌‌‌​‌​​‍ ‍‌‍ ​‌‍‍‌‌‍ ‍‌‍‍ ‌ ​ ​‍‌‌​ ‌‌‌​​‍‌‌ ‌‍‍ ‌‍‌‌‌ ‍‌​‍‌‌​ ​ ‌​‌​​‍‌‌​ ​ ‌​‌​​‍‌‌​ ​‍​ ​‍‌‍‌‍‌‍‌‍​ ​​​ ‌‌​ ‌‌​ ‌​​ ​‍‌‍​ ​ ​‌​ ​ ‌‍​ ‌‍​‌‌‍​ ‌‍‌‌​ ‌‍​ ​‌​ ​ ‌‍​ ‌‍​‍​ ‌​​ ‍​‌‍‌​​ ‍​​ ‌‍​ ‌‌‌‍​‍​ ‌​​ ‌​​ ​‌​ ‍‌​ ‍‌‌‍​ ​‍‌‌​ ​‍​ ​‍​‍‌‌​ ‌‌‌​‌​​‍ ‍‌‍ ‍‌‍​‌‌‍ ‌‌‍‌‌​ ‌‍​‍‌‍​‌‌ ​ ‌‍‌‌‌‌‌‌‌ ​‍‌‍ ​​ ‌‌‍‍​‌ ‌​‌ ‌​‌ ​​‌ ​ ​‍‌‌​ ​ ‌​​‌​‍‌‌​ ​‍‌​‌‍​‍‌‌​ ​‍‌​‌‍‌‍​ ‌‍‍​‌‍‌‌‌‍ ​‌ ​ ‌‍‌‌‌‍​‌‌ ​​‌‍‍‌‌‍‌‌‌ ​‍‌ ​ ​‍ ‍‌ ​ ‌‍​‌‌‍ ‍‌‍‍‌‌ ‌​‌ ‍‌​‍ ‍‌ ​ ‌ ‌​‌ ‌‌‌‍‌​‌‍‍‌‌‍ ​‍‌‍‌‍‍‌‌‍‌​​ ‌‌‍‌‍‌‍ ‌‍ ‌ ‌​‌‍‌‌‌ ​‍​‍‌‍‌ ‌​‌ ‍‌‌ ​​‌‍‌‌​ ‌‌‍‌‍‌‍ ‌‍ ‌ ‌​‌‍‌‌‌ ​‍​‍‌‍‌ ​​‌‍​‌‌ ‌​‌‍‍​​ ‌‌‍​ ‌‍ ‌‍ ​‌ ‌‌‌‍ ‌‌‍ ‍‌ ​ ​‍‌‌​ ‌‌‌​​‍‌‌ ‌‍‍ ‌‍‌‌‌ ‍‌​‍‌‌​ ​ ‌​‌​​‍‌‌​ ​ ‌​‌​​‍‌‌​ ​‍​ ​‍‌‍‌‌‌‍​‍​ ​‍​ ‍​‌‍​ ​ ‌‌‌‍​ ‌‍​ ‌‍‌‌‌‍​‍‌‍​‌​ ​‌​‍‌‌​ ​‍​ ​‍​‍‌‌​ ‌‌‌​‌​​‍ ‍‌‍ ​‌‍‍‌‌‍ ‍‌‍‍ ‌ ​ ​‍‌‌​ ‌‌‌​​‍‌‌ ‌‍‍ ‌‍‌‌‌ ‍‌​‍‌‌​ ​ ‌​‌​​‍‌‌​ ​ ‌​‌​​‍‌‌​ ​‍​ ​‍‌‍‌‍‌‍‌‍​ ​​​ ‌‌​ ‌‌​ ‌​​ ​‍‌‍​ ​ ​‌​ ​ ‌‍​ ‌‍​‌‌‍​ ‌‍‌‌​ ‌‍​ ​‌​ ​ ‌‍​ ‌‍​‍​ ‌​​ ‍​‌‍‌​​ ‍​​ ‌‍​ ‌‌‌‍​‍​ ‌​​ ‌​​ ​‌​ ‍‌​ ‍‌‌‍​ ​‍‌‌​ ​‍​ ​‍​‍‌‌​ ‌‌‌​‌​​‍ ‍‌‍ ‍‌‍​‌‌‍ ‌‌‍‌‌​‍‌‍‌ ​​‌‍‌‌‌ ​‍‌ ​ ‌ ​​‌‍‌‌‌‍​ ‌ ‌​‌‍‍‌‌ ‌‍‌‍‌‌​ ‌‌ ​​‌ ‌‌‌‍​‍‌‍ ​‌‍‍‌‌ ​ ‌‍‍​‌‍‌‌‌‍‌​​‍​‍‌ ‌
Golf Club​​​​‌ ‍ ​‍​‍‌‍ ‌ ​‍‌‍‍‌‌‍‌ ‌‍‍‌‌‍ ‍​‍​‍​ ‍‍​‍​‍‌ ​ ‌‍​‌‌‍ ‍‌‍‍‌‌ ‌​‌ ‍‌​‍ ‍‌‍‍‌‌‍ ​‍​‍​‍ ​​‍​‍‌‍‍​‌ ​‍‌‍‌‌‌‍‌‍​‍​‍​ ‍‍​‍​‍‌‍‍​‌ ‌​‌ ‌​‌ ​​‌ ​ ​ ‍‍​‍ ​‍ ‌‍​ ‌‍‍​‌‍‌‌‌‍ ​‌ ​ ‌‍‌‌‌‍​‌‌ ​​‌‍‍‌‌‍‌‌‌ ​‍‌ ​ ​‍ ‍‌ ​ ‌‍​‌‌‍ ‍‌‍‍‌‌ ‌​‌ ‍‌​‍ ‍‌ ​ ‌ ‌​‌ ‌‌‌‍‌​‌‍‍‌‌‍ ​‍ ‌‍‍‌‌‍ ‍‌ ‌​‌‍‌‌‌‍ ‍‌ ‌​​‍ ‌‍‌‌‌‍‌​‌‍‍‌‌ ‌​​‍ ‌‍ ‌‌‍ ‌‍‌​‌‍‌‌​ ‌‌ ​​‌ ​‍‌‍‌‌‌ ​ ‌‍‌‌‌‍ ‍‌ ‌​‌‍​‌‌ ‌​‌‍‍‌‌‍ ‌‍ ‍​ ‍ ‌‍‍‌‌‍‌​​ ‌‌‍‌‍‌‍ ‌‍ ‌ ‌​‌‍‌‌‌ ​‍​ ‍ ‌ ‌​‌ ‍‌‌ ​​‌‍‌‌​ ‌‌‍‌‍‌‍ ‌‍ ‌ ‌​‌‍‌‌‌ ​‍​ ‍ ‌ ​​‌‍​‌‌ ‌​‌‍‍​​ ‌‌‍​ ‌‍ ‌‍ ​‌ ‌‌‌‍ ‌‌‍ ‍‌ ​ ​‍‌‌​ ‌‌‌​​‍‌‌ ‌‍‍ ‌‍‌‌‌ ‍‌​‍‌‌​ ​ ‌​‌​​‍‌‌​ ​ ‌​‌​​‍‌‌​ ​‍​ ​‍‌‍‌‌‌‍​‍​ ​‍​ ‍​‌‍​ ​ ‌‌‌‍​ ‌‍​ ‌‍‌‌‌‍​‍‌‍​‌​ ​‌​‍‌‌​ ​‍​ ​‍​‍‌‌​ ‌‌‌​‌​​‍ ‍‌‍ ​‌‍‍‌‌‍ ‍‌‍‍ ‌ ​ ​‍‌‌​ ‌‌‌​​‍‌‌ ‌‍‍ ‌‍‌‌‌ ‍‌​‍‌‌​ ​ ‌​‌​​‍‌‌​ ​ ‌​‌​​‍‌‌​ ​‍​ ​‍​ ‌​‌‍‌‌​ ‌‍‌‍‌​​ ​‍​ ‌‍​ ​‍‌‍‌‍‌‍​‌‌‍​ ‌‍​ ‌‍​ ​‍‌‌​ ​‍​ ​‍​‍‌‌​ ‌‌‌​‌​​‍ ‍‌‍ ‍‌‍​‌‌‍ ‌‌‍‌‌​ ‌‍​‍‌‍​‌‌ ​ ‌‍‌‌‌‌‌‌‌ ​‍‌‍ ​​ ‌‌‍‍​‌ ‌​‌ ‌​‌ ​​‌ ​ ​‍‌‌​ ​ ‌​​‌​‍‌‌​ ​‍‌​‌‍​‍‌‌​ ​‍‌​‌‍‌‍​ ‌‍‍​‌‍‌‌‌‍ ​‌ ​ ‌‍‌‌‌‍​‌‌ ​​‌‍‍‌‌‍‌‌‌ ​‍‌ ​ ​‍ ‍‌ ​ ‌‍​‌‌‍ ‍‌‍‍‌‌ ‌​‌ ‍‌​‍ ‍‌ ​ ‌ ‌​‌ ‌‌‌‍‌​‌‍‍‌‌‍ ​‍‌‍‌‍‍‌‌‍‌​​ ‌‌‍‌‍‌‍ ‌‍ ‌ ‌​‌‍‌‌‌ ​‍​‍‌‍‌ ‌​‌ ‍‌‌ ​​‌‍‌‌​ ‌‌‍‌‍‌‍ ‌‍ ‌ ‌​‌‍‌‌‌ ​‍​‍‌‍‌ ​​‌‍​‌‌ ‌​‌‍‍​​ ‌‌‍​ ‌‍ ‌‍ ​‌ ‌‌‌‍ ‌‌‍ ‍‌ ​ ​‍‌‌​ ‌‌‌​​‍‌‌ ‌‍‍ ‌‍‌‌‌ ‍‌​‍‌‌​ ​ ‌​‌​​‍‌‌​ ​ ‌​‌​​‍‌‌​ ​‍​ ​‍‌‍‌‌‌‍​‍​ ​‍​ ‍​‌‍​ ​ ‌‌‌‍​ ‌‍​ ‌‍‌‌‌‍​‍‌‍​‌​ ​‌​‍‌‌​ ​‍​ ​‍​‍‌‌​ ‌‌‌​‌​​‍ ‍‌‍ ​‌‍‍‌‌‍ ‍‌‍‍ ‌ ​ ​‍‌‌​ ‌‌‌​​‍‌‌ ‌‍‍ ‌‍‌‌‌ ‍‌​‍‌‌​ ​ ‌​‌​​‍‌‌​ ​ ‌​‌​​‍‌‌​ ​‍​ ​‍​ ‌​‌‍‌‌​ ‌‍‌‍‌​​ ​‍​ ‌‍​ ​‍‌‍‌‍‌‍​‌‌‍​ ‌‍​ ‌‍​ ​‍‌‌​ ​‍​ ​‍​‍‌‌​ ‌‌‌​‌​​‍ ‍‌‍ ‍‌‍​‌‌‍ ‌‌‍‌‌​‍‌‍‌ ​​‌‍‌‌‌ ​‍‌ ​ ‌ ​​‌‍‌‌‌‍​ ‌ ‌​‌‍‍‌‌ ‌‍‌‍‌‌​ ‌‌ ​​‌ ‌‌‌‍​‍‌‍ ​‌‍‍‌‌ ​ ‌‍‍​‌‍‌‌‌‍‌​​‍​‍‌ ‌
Athletic Club​​​​‌ ‍ ​‍​‍‌‍ ‌ ​‍‌‍‍‌‌‍‌ ‌‍‍‌‌‍ ‍​‍​‍​ ‍‍​‍​‍‌ ​ ‌‍​‌‌‍ ‍‌‍‍‌‌ ‌​‌ ‍‌​‍ ‍‌‍‍‌‌‍ ​‍​‍​‍ ​​‍​‍‌‍‍​‌ ​‍‌‍‌‌‌‍‌‍​‍​‍​ ‍‍​‍​‍‌‍‍​‌ ‌​‌ ‌​‌ ​​‌ ​ ​ ‍‍​‍ ​‍ ‌‍​ ‌‍‍​‌‍‌‌‌‍ ​‌ ​ ‌‍‌‌‌‍​‌‌ ​​‌‍‍‌‌‍‌‌‌ ​‍‌ ​ ​‍ ‍‌ ​ ‌‍​‌‌‍ ‍‌‍‍‌‌ ‌​‌ ‍‌​‍ ‍‌ ​ ‌ ‌​‌ ‌‌‌‍‌​‌‍‍‌‌‍ ​‍ ‌‍‍‌‌‍ ‍‌ ‌​‌‍‌‌‌‍ ‍‌ ‌​​‍ ‌‍‌‌‌‍‌​‌‍‍‌‌ ‌​​‍ ‌‍ ‌‌‍ ‌‍‌​‌‍‌‌​ ‌‌ ​​‌ ​‍‌‍‌‌‌ ​ ‌‍‌‌‌‍ ‍‌ ‌​‌‍​‌‌ ‌​‌‍‍‌‌‍ ‌‍ ‍​ ‍ ‌‍‍‌‌‍‌​​ ‌‌‍‌‍‌‍ ‌‍ ‌ ‌​‌‍‌‌‌ ​‍​ ‍ ‌ ‌​‌ ‍‌‌ ​​‌‍‌‌​ ‌‌‍‌‍‌‍ ‌‍ ‌ ‌​‌‍‌‌‌ ​‍​ ‍ ‌ ​​‌‍​‌‌ ‌​‌‍‍​​ ‌‌‍​ ‌‍ ‌‍ ​‌ ‌‌‌‍ ‌‌‍ ‍‌ ​ ​‍‌‌​ ‌‌‌​​‍‌‌ ‌‍‍ ‌‍‌‌‌ ‍‌​‍‌‌​ ​ ‌​‌​​‍‌‌​ ​ ‌​‌​​‍‌‌​ ​‍​ ​‍‌‍‌‌‌‍​‍​ ​‍​ ‍​‌‍​ ​ ‌‌‌‍​ ‌‍​ ‌‍‌‌‌‍​‍‌‍​‌​ ​‌​‍‌‌​ ​‍​ ​‍​‍‌‌​ ‌‌‌​‌​​‍ ‍‌‍ ​‌‍‍‌‌‍ ‍‌‍‍ ‌ ​ ​‍‌‌​ ‌‌‌​​‍‌‌ ‌‍‍ ‌‍‌‌‌ ‍‌​‍‌‌​ ​ ‌​‌​​‍‌‌​ ​ ‌​‌​​‍‌‌​ ​‍​ ​‍​ ‍​‌‍​‌​ ​ ​ ‌​‌‍​‌​ ‌ ‌‍‌​‌‍​‌​ ​ ​ ‍​‌‍‌‌‌‍​ ​‍‌‌​ ​‍​ ​‍​‍‌‌​ ‌‌‌​‌​​‍ ‍‌‍ ‍‌‍​‌‌‍ ‌‌‍‌‌​ ‌‍​‍‌‍​‌‌ ​ ‌‍‌‌‌‌‌‌‌ ​‍‌‍ ​​ ‌‌‍‍​‌ ‌​‌ ‌​‌ ​​‌ ​ ​‍‌‌​ ​ ‌​​‌​‍‌‌​ ​‍‌​‌‍​‍‌‌​ ​‍‌​‌‍‌‍​ ‌‍‍​‌‍‌‌‌‍ ​‌ ​ ‌‍‌‌‌‍​‌‌ ​​‌‍‍‌‌‍‌‌‌ ​‍‌ ​ ​‍ ‍‌ ​ ‌‍​‌‌‍ ‍‌‍‍‌‌ ‌​‌ ‍‌​‍ ‍‌ ​ ‌ ‌​‌ ‌‌‌‍‌​‌‍‍‌‌‍ ​‍‌‍‌‍‍‌‌‍‌​​ ‌‌‍‌‍‌‍ ‌‍ ‌ ‌​‌‍‌‌‌ ​‍​‍‌‍‌ ‌​‌ ‍‌‌ ​​‌‍‌‌​ ‌‌‍‌‍‌‍ ‌‍ ‌ ‌​‌‍‌‌‌ ​‍​‍‌‍‌ ​​‌‍​‌‌ ‌​‌‍‍​​ ‌‌‍​ ‌‍ ‌‍ ​‌ ‌‌‌‍ ‌‌‍ ‍‌ ​ ​‍‌‌​ ‌‌‌​​‍‌‌ ‌‍‍ ‌‍‌‌‌ ‍‌​‍‌‌​ ​ ‌​‌​​‍‌‌​ ​ ‌​‌​​‍‌‌​ ​‍​ ​‍‌‍‌‌‌‍​‍​ ​‍​ ‍​‌‍​ ​ ‌‌‌‍​ ‌‍​ ‌‍‌‌‌‍​‍‌‍​‌​ ​‌​‍‌‌​ ​‍​ ​‍​‍‌‌​ ‌‌‌​‌​​‍ ‍‌‍ ​‌‍‍‌‌‍ ‍‌‍‍ ‌ ​ ​‍‌‌​ ‌‌‌​​‍‌‌ ‌‍‍ ‌‍‌‌‌ ‍‌​‍‌‌​ ​ ‌​‌​​‍‌‌​ ​ ‌​‌​​‍‌‌​ ​‍​ ​‍​ ‍​‌‍​‌​ ​ ​ ‌​‌‍​‌​ ‌ ‌‍‌​‌‍​‌​ ​ ​ ‍​‌‍‌‌‌‍​ ​‍‌‌​ ​‍​ ​‍​‍‌‌​ ‌‌‌​‌​​‍ ‍‌‍ ‍‌‍​‌‌‍ ‌‌‍‌‌​‍‌‍‌ ​​‌‍‌‌‌ ​‍‌ ​ ‌ ​​‌‍‌‌‌‍​ ‌ ‌​‌‍‍‌‌ ‌‍‌‍‌‌​ ‌‌ ​​‌ ‌‌‌‍​‍‌‍ ​‌‍‍‌‌ ​ ‌‍‍​‌‍‌‌‌‍‌​​‍​‍‌ ‌
Marina​​​​‌ ‍ ​‍​‍‌‍ ‌ ​‍‌‍‍‌‌‍‌ ‌‍‍‌‌‍ ‍​‍​‍​ ‍‍​‍​‍‌ ​ ‌‍​‌‌‍ ‍‌‍‍‌‌ ‌​‌ ‍‌​‍ ‍‌‍‍‌‌‍ ​‍​‍​‍ ​​‍​‍‌‍‍​‌ ​‍‌‍‌‌‌‍‌‍​‍​‍​ ‍‍​‍​‍‌‍‍​‌ ‌​‌ ‌​‌ ​​‌ ​ ​ ‍‍​‍ ​‍ ‌‍​ ‌‍‍​‌‍‌‌‌‍ ​‌ ​ ‌‍‌‌‌‍​‌‌ ​​‌‍‍‌‌‍‌‌‌ ​‍‌ ​ ​‍ ‍‌ ​ ‌‍​‌‌‍ ‍‌‍‍‌‌ ‌​‌ ‍‌​‍ ‍‌ ​ ‌ ‌​‌ ‌‌‌‍‌​‌‍‍‌‌‍ ​‍ ‌‍‍‌‌‍ ‍‌ ‌​‌‍‌‌‌‍ ‍‌ ‌​​‍ ‌‍‌‌‌‍‌​‌‍‍‌‌ ‌​​‍ ‌‍ ‌‌‍ ‌‍‌​‌‍‌‌​ ‌‌ ​​‌ ​‍‌‍‌‌‌ ​ ‌‍‌‌‌‍ ‍‌ ‌​‌‍​‌‌ ‌​‌‍‍‌‌‍ ‌‍ ‍​ ‍ ‌‍‍‌‌‍‌​​ ‌‌‍‌‍‌‍ ‌‍ ‌ ‌​‌‍‌‌‌ ​‍​ ‍ ‌ ‌​‌ ‍‌‌ ​​‌‍‌‌​ ‌‌‍‌‍‌‍ ‌‍ ‌ ‌​‌‍‌‌‌ ​‍​ ‍ ‌ ​​‌‍​‌‌ ‌​‌‍‍​​ ‌‌‍​ ‌‍ ‌‍ ​‌ ‌‌‌‍ ‌‌‍ ‍‌ ​ ​‍‌‌​ ‌‌‌​​‍‌‌ ‌‍‍ ‌‍‌‌‌ ‍‌​‍‌‌​ ​ ‌​‌​​‍‌‌​ ​ ‌​‌​​‍‌‌​ ​‍​ ​‍‌‍‌‌‌‍​‍​ ​‍​ ‍​‌‍​ ​ ‌‌‌‍​ ‌‍​ ‌‍‌‌‌‍​‍‌‍​‌​ ​‌​‍‌‌​ ​‍​ ​‍​‍‌‌​ ‌‌‌​‌​​‍ ‍‌‍ ​‌‍‍‌‌‍ ‍‌‍‍ ‌ ​ ​‍‌‌​ ‌‌‌​​‍‌‌ ‌‍‍ ‌‍‌‌‌ ‍‌​‍‌‌​ ​ ‌​‌​​‍‌‌​ ​ ‌​‌​​‍‌‌​ ​‍​ ​‍​ ‌‍​ ‌‌​ ‌‍​ ‌‌‌‍‌‌‌‍‌‍‌‍​‌​ ​​​ ‌‍​ ‌‌​ ‌​‌‍‌​​‍‌‌​ ​‍​ ​‍​‍‌‌​ ‌‌‌​‌​​‍ ‍‌‍ ‍‌‍​‌‌‍ ‌‌‍‌‌​ ‌‍​‍‌‍​‌‌ ​ ‌‍‌‌‌‌‌‌‌ ​‍‌‍ ​​ ‌‌‍‍​‌ ‌​‌ ‌​‌ ​​‌ ​ ​‍‌‌​ ​ ‌​​‌​‍‌‌​ ​‍‌​‌‍​‍‌‌​ ​‍‌​‌‍‌‍​ ‌‍‍​‌‍‌‌‌‍ ​‌ ​ ‌‍‌‌‌‍​‌‌ ​​‌‍‍‌‌‍‌‌‌ ​‍‌ ​ ​‍ ‍‌ ​ ‌‍​‌‌‍ ‍‌‍‍‌‌ ‌​‌ ‍‌​‍ ‍‌ ​ ‌ ‌​‌ ‌‌‌‍‌​‌‍‍‌‌‍ ​‍‌‍‌‍‍‌‌‍‌​​ ‌‌‍‌‍‌‍ ‌‍ ‌ ‌​‌‍‌‌‌ ​‍​‍‌‍‌ ‌​‌ ‍‌‌ ​​‌‍‌‌​ ‌‌‍‌‍‌‍ ‌‍ ‌ ‌​‌‍‌‌‌ ​‍​‍‌‍‌ ​​‌‍​‌‌ ‌​‌‍‍​​ ‌‌‍​ ‌‍ ‌‍ ​‌ ‌‌‌‍ ‌‌‍ ‍‌ ​ ​‍‌‌​ ‌‌‌​​‍‌‌ ‌‍‍ ‌‍‌‌‌ ‍‌​‍‌‌​ ​ ‌​‌​​‍‌‌​ ​ ‌​‌​​‍‌‌​ ​‍​ ​‍‌‍‌‌‌‍​‍​ ​‍​ ‍​‌‍​ ​ ‌‌‌‍​ ‌‍​ ‌‍‌‌‌‍​‍‌‍​‌​ ​‌​‍‌‌​ ​‍​ ​‍​‍‌‌​ ‌‌‌​‌​​‍ ‍‌‍ ​‌‍‍‌‌‍ ‍‌‍‍ ‌ ​ ​‍‌‌​ ‌‌‌​​‍‌‌ ‌‍‍ ‌‍‌‌‌ ‍‌​‍‌‌​ ​ ‌​‌​​‍‌‌​ ​ ‌​‌​​‍‌‌​ ​‍​ ​‍​ ‌‍​ ‌‌​ ‌‍​ ‌‌‌‍‌‌‌‍‌‍‌‍​‌​ ​​​ ‌‍​ ‌‌​ ‌​‌‍‌​​‍‌‌​ ​‍​ ​‍​‍‌‌​ ‌‌‌​‌​​‍ ‍‌‍ ‍‌‍​‌‌‍ ‌‌‍‌‌​‍‌‍‌ ​​‌‍‌‌‌ ​‍‌ ​ ‌ ​​‌‍‌‌‌‍​ ‌ ‌​‌‍‍‌‌ ‌‍‌‍‌‌​ ‌‌ ​​‌ ‌‌‌‍​‍‌‍ ​‌‍‍‌‌ ​ ‌‍‍​‌‍‌‌‌‍‌​​‍​‍‌ ‌
Company​​​​‌ ‍ ​‍​‍‌‍ ‌ ​‍‌‍‍‌‌‍‌ ‌‍‍‌‌‍ ‍​‍​‍​ ‍‍​‍​‍‌ ​ ‌‍​‌‌‍ ‍‌‍‍‌‌ ‌​‌ ‍‌​‍ ‍‌‍‍‌‌‍ ​‍​‍​‍ ​​‍​‍‌‍‍​‌ ​‍‌‍‌‌‌‍‌‍​‍​‍​ ‍‍​‍​‍‌‍‍​‌ ‌​‌ ‌​‌ ​​‌ ​ ​ ‍‍​‍ ​‍ ‌‍​ ‌‍‍​‌‍‌‌‌‍ ​‌ ​ ‌‍‌‌‌‍​‌‌ ​​‌‍‍‌‌‍‌‌‌ ​‍‌ ​ ​‍ ‍‌ ​ ‌‍​‌‌‍ ‍‌‍‍‌‌ ‌​‌ ‍‌​‍ ‍‌ ​ ‌ ‌​‌ ‌‌‌‍‌​‌‍‍‌‌‍ ​‍ ‌‍‍‌‌‍ ‍‌ ‌​‌‍‌‌‌‍ ‍‌ ‌​​‍ ‌‍‌‌‌‍‌​‌‍‍‌‌ ‌​​‍ ‌‍ ‌‌‍ ‌‍‌​‌‍‌‌​ ‌‌ ​​‌ ​‍‌‍‌‌‌ ​ ‌‍‌‌‌‍ ‍‌ ‌​‌‍​‌‌ ‌​‌‍‍‌‌‍ ‌‍ ‍​ ‍ ‌‍‍‌‌‍‌​​ ‌‌‍‌‍‌‍ ‌‍ ‌ ‌​‌‍‌‌‌ ​‍​ ‍ ‌ ‌​‌ ‍‌‌ ​​‌‍‌‌​ ‌‌‍‌‍‌‍ ‌‍ ‌ ‌​‌‍‌‌‌ ​‍​ ‍ ‌ ​​‌‍​‌‌ ‌​‌‍‍​​ ‌‌‍​ ‌‍ ‌‍ ​‌ ‌‌‌‍ ‌‌‍ ‍‌ ​ ​‍‌‌​ ‌‌‌​​‍‌‌ ‌‍‍ ‌‍‌‌‌ ‍‌​‍‌‌​ ​ ‌​‌​​‍‌‌​ ​ ‌​‌​​‍‌‌​ ​‍​ ​‍‌‍​ ​ ​ ​ ‌​​ ​​‌‍​ ​ ‌‍‌‍‌​​ ‌​‌‍‌‍‌‍‌‌‌‍‌‌‌‍‌​​‍‌‌​ ​‍​ ​‍​‍‌‌​ ‌‌‌​‌​​‍ ‍‌ ‌​‌‍‍‌‌ ‌​‌‍ ​‌‍‌‌​ ‌‍​‍‌‍​‌‌ ​ ‌‍‌‌‌‌‌‌‌ ​‍‌‍ ​​ ‌‌‍‍​‌ ‌​‌ ‌​‌ ​​‌ ​ ​‍‌‌​ ​ ‌​​‌​‍‌‌​ ​‍‌​‌‍​‍‌‌​ ​‍‌​‌‍‌‍​ ‌‍‍​‌‍‌‌‌‍ ​‌ ​ ‌‍‌‌‌‍​‌‌ ​​‌‍‍‌‌‍‌‌‌ ​‍‌ ​ ​‍ ‍‌ ​ ‌‍​‌‌‍ ‍‌‍‍‌‌ ‌​‌ ‍‌​‍ ‍‌ ​ ‌ ‌​‌ ‌‌‌‍‌​‌‍‍‌‌‍ ​‍‌‍‌‍‍‌‌‍‌​​ ‌‌‍‌‍‌‍ ‌‍ ‌ ‌​‌‍‌‌‌ ​‍​‍‌‍‌ ‌​‌ ‍‌‌ ​​‌‍‌‌​ ‌‌‍‌‍‌‍ ‌‍ ‌ ‌​‌‍‌‌‌ ​‍​‍‌‍‌ ​​‌‍​‌‌ ‌​‌‍‍​​ ‌‌‍​ ‌‍ ‌‍ ​‌ ‌‌‌‍ ‌‌‍ ‍‌ ​ ​‍‌‌​ ‌‌‌​​‍‌‌ ‌‍‍ ‌‍‌‌‌ ‍‌​‍‌‌​ ​ ‌​‌​​‍‌‌​ ​ ‌​‌​​‍‌‌​ ​‍​ ​‍‌‍​ ​ ​ ​ ‌​​ ​​‌‍​ ​ ‌‍‌‍‌​​ ‌​‌‍‌‍‌‍‌‌‌‍‌‌‌‍‌​​‍‌‌​ ​‍​ ​‍​‍‌‌​ ‌‌‌​‌​​‍ ‍‌ ‌​‌‍‍‌‌ ‌​‌‍ ​‌‍‌‌​‍‌‍‌ ​​‌‍‌‌‌ ​‍‌ ​ ‌ ​​‌‍‌‌‌‍​ ‌ ‌​‌‍‍‌‌ ‌‍‌‍‌‌​ ‌‌ ​​‌ ‌‌‌‍​‍‌‍ ​‌‍‍‌‌ ​ ‌‍‍​‌‍‌‌‌‍‌​​‍​‍‌ ‌